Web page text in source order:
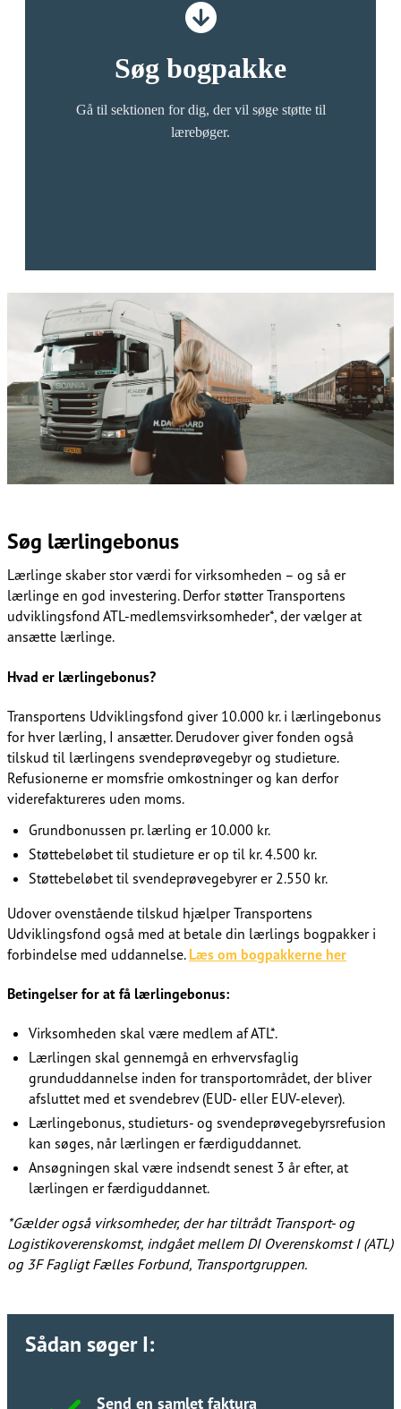
Søg bogpakke​​​​‌ ‍ ​‍​‍‌‍ ‌ ​‍‌‍‍‌‌‍‌ ‌‍‍‌‌‍ ‍​‍​‍​ ‍‍​‍​‍‌ ​ ‌‍​‌‌‍ ‍‌‍‍‌‌ ‌​‌ ‍‌​‍ ‍‌‍‍‌‌‍ ​‍​‍​‍ ​​‍​‍‌‍‍​‌ ​‍‌‍‌‌‌‍‌‍​‍​‍​ ‍‍​‍​‍‌‍‍​‌ ‌​‌ ‌​‌ ​​‌ ​ ​ ‍‍​‍ ​‍ ‌ ‌​‌ ‌‌​‍ ‍‌ ​ ‌‍​‌‌‍ ‍‌‍‍‌‌ ‌​‌ ‍‌​‍ ‍‌ ​ ‌ ‌​‌ ‌‌‌‍‌​‌‍‍‌‌‍ ​‍ ‌‍‍‌‌‍ ‍‌ ‌​‌‍‌‌‌‍ ‍‌ ‌​​‍ ‌‍‌‌‌‍‌​‌‍‍‌‌ ‌​​‍ ‌‍ ‌‌‍ ‌‍‌​‌‍‌‌​ ‌‌ ​​‌ ​‍‌‍‌‌‌ ​ ‌‍‌‌‌‍ ‍‌ ‌​‌‍​‌‌ ‌​‌‍‍‌‌‍ ‌‍ ‍​ ‍ ‌‍‍‌‌‍‌​​ ‌‌ ​​‌‍​‌‌‍‌ ‌‍‌‌​‍ ‌‌ ‌​‌‍‍‌‌‍ ​‌ ​ ‌‍‍ ‌ ‌‌‌‍‌​​‍ ‌‌ ‌​‌‍‍‌‌‍ ​​‍ ‌‌ ‌‍‌‍‍‌‌ ​‍‌‍‍ ‌ ​ ‌‍ ‌‍ ‌‌‍‍​‌‍‌‌‌‍‌​‌‍‌‌‌ ​‍​ ‍ ‌ ‌​‌ ‍‌‌ ​​‌‍‌‌​ ‌‌ ​​‌‍​‌‌‍‌ ‌‍‌‌​ ‍ ‌ ​​‌‍​‌‌ ‌​‌‍‍​​ ‌‌ ​ ‌‍‌‌‌‍​ ‌ ‌​‌‍‍‌‌‍ ‌‍ ‍‌ ​ ​‍‌‌​ ‌‌‌​​‍‌‌ ‌‍‍ ‌‍‌‌‌ ‍‌​‍‌‌​ ​ ‌​‌​​‍‌‌​ ​ ‌​‌​​‍‌‌​ ​‍​ ​‍​ ‌​​ ​‍​ ​ ‌‍​‌​ ‍‌‌‍‌​‌‍‌‍‌‍​‍​‍‌‌​ ​‍​ ​‍​‍‌‌​ ‌‌‌​‌​​‍ ‍‌‍​ ‌‍ ‌‍ ‍‌ ‌​‌‍‌‌‌‍ ‍‌ ‌​​‍‌‌​ ‌‌‌​​‍‌‌ ‌‍‍ ‌‍‌‌‌ ‍‌​‍‌‌​ ​ ‌​‌​​‍‌‌​ ​ ‌​‌​​‍‌‌​ ​‍​ ​‍​ ‌‌​ ​‍​ ​​​ ​‌​ ‌ ​ ‌‍​ ‌​‌‍‌​​‍‌‌​ ​‍​ ​‍​‍‌‌​ ‌‌‌​‌​​‍ ‍‌‍​ ‌‍​‌‌ ​‍‌‍‌​‌ ​ ​‍‌‌​ ‌‌‌​​‍‌‌ ‌‍‍ ‌‍‌‌‌ ‍‌​‍‌‌​ ​ ‌​‌​​‍‌‌​ ​ ‌​‌​​‍‌‌​ ​‍​ ​‍‌‍‌‌​ ​​​ ​‍‌‍​‍​ ‌‌‌‍​‌​ ‌​​ ‌‌​‍‌‌​ ​‍​ ​‍​‍‌‌​ ‌‌‌​‌​​‍ ‍‌ ‌​‌‍‍‌‌ ‌​‌‍ ​‌‍‌‌​ ‌‍​‍‌‍​‌‌ ​ ‌‍‌‌‌‌‌‌‌ ​‍‌‍ ​​ ‌‌‍‍​‌ ‌​‌ ‌​‌ ​​‌ ​ ​‍‌‌​ ​ ‌​​‌​‍‌‌​ ​‍‌​‌‍​‍‌‌​ ​‍‌​‌‍‌ ‌​‌ ‌‌​‍ ‍‌ ​ ‌‍​‌‌‍ ‍‌‍‍‌‌ ‌​‌ ‍‌​‍ ‍‌ ​ ‌ ‌​‌ ‌‌‌‍‌​‌‍‍‌‌‍ ​‍‌‍‌‍‍‌‌‍‌​​ ‌‌ ​​‌‍​‌‌‍‌ ‌‍‌‌​‍ ‌‌ ‌​‌‍‍‌‌‍ ​‌ ​ ‌‍‍ ‌ ‌‌‌‍‌​​‍ ‌‌ ‌​‌‍‍‌‌‍ ​​‍ ‌‌ ‌‍‌‍‍‌‌ ​‍‌‍‍ ‌ ​ ‌‍ ‌‍ ‌‌‍‍​‌‍‌‌‌‍‌​‌‍‌‌‌ ​‍​‍‌‍‌ ‌​‌ ‍‌‌ ​​‌‍‌‌​ ‌‌ ​​‌‍​‌‌‍‌ ‌‍‌‌​‍‌‍‌ ​​‌‍​‌‌ ‌​‌‍‍​​ ‌‌ ​ ‌‍‌‌‌‍​ ‌ ‌​‌‍‍‌‌‍ ‌‍ ‍‌ ​ ​‍‌‌​ ‌‌‌​​‍‌‌ ‌‍‍ ‌‍‌‌‌ ‍‌​‍‌‌​ ​ ‌​‌​​‍‌‌​ ​ ‌​‌​​‍‌‌​ ​‍​ ​‍​ ‌​​ ​‍​ ​ ‌‍​‌​ ‍‌‌‍‌​‌‍‌‍‌‍​‍​‍‌‌​ ​‍​ ​‍​‍‌‌​ ‌‌‌​‌​​‍ ‍‌‍​ ‌‍ ‌‍ ‍‌ ‌​‌‍‌‌‌‍ ‍‌ ‌​​‍‌‌​ ‌‌‌​​‍‌‌ ‌‍‍ ‌‍‌‌‌ ‍‌​‍‌‌​ ​ ‌​‌​​‍‌‌​ ​ ‌​‌​​‍‌‌​ ​‍​ ​‍​ ‌‌​ ​‍​ ​​​ ​‌​ ‌ ​ ‌‍​ ‌​‌‍‌​​‍‌‌​ ​‍​ ​‍​‍‌‌​ ‌‌‌​‌​​‍ ‍‌‍​ ‌‍​‌‌ ​‍‌‍‌​‌ ​ ​‍‌‌​ ‌‌‌​​‍‌‌ ‌‍‍ ‌‍‌‌‌ ‍‌​‍‌‌​ ​ ‌​‌​​‍‌‌​ ​ ‌​‌​​‍‌‌​ ​‍​ ​‍‌‍‌‌​ ​​​ ​‍‌‍​‍​ ‌‌‌‍​‌​ ‌​​ ‌‌​‍‌‌​ ​‍​ ​‍​‍‌‌​ ‌‌‌​‌​​‍ ‍‌ ‌​‌‍‍‌‌ ‌​‌‍ ​‌‍‌‌​‍‌‍‌ ​​‌‍‌‌‌ ​‍‌ ​ ‌ ​​‌‍‌‌‌‍​ ‌ ‌​‌‍‍‌‌ ‌‍‌‍‌‌​ ‌‌ ​​‌ ‌‌‌‍​‍‌‍ ​‌‍‍‌‌ ​ ‌‍‍​‌‍‌‌‌‍‌​​‍​‍‌ ‌
Gå til sektionen for dig, der vil søge støtte til
lærebøger.​​​​‌ ‍ ​‍​‍‌‍ ‌ ​‍‌‍‍‌‌‍‌ ‌‍‍‌‌‍ ‍​‍​‍​ ‍‍​‍​‍‌ ​ ‌‍​‌‌‍ ‍‌‍‍‌‌ ‌​‌ ‍‌​‍ ‍‌‍‍‌‌‍ ​‍​‍​‍ ​​‍​‍‌‍‍​‌ ​‍‌‍‌‌‌‍‌‍​‍​‍​ ‍‍​‍​‍‌‍‍​‌ ‌​‌ ‌​‌ ​​‌ ​ ​ ‍‍​‍ ​‍ ‌ ‌​‌ ‌‌​‍ ‍‌ ​ ‌‍​‌‌‍ ‍‌‍‍‌‌ ‌​‌ ‍‌​‍ ‍‌ ​ ‌ ‌​‌ ‌‌‌‍‌​‌‍‍‌‌‍ ​‍ ‌‍‍‌‌‍ ‍‌ ‌​‌‍‌‌‌‍ ‍‌ ‌​​‍ ‌‍‌‌‌‍‌​‌‍‍‌‌ ‌​​‍ ‌‍ ‌‌‍ ‌‍‌​‌‍‌‌​ ‌‌ ​​‌ ​‍‌‍‌‌‌ ​ ‌‍‌‌‌‍ ‍‌ ‌​‌‍​‌‌ ‌​‌‍‍‌‌‍ ‌‍ ‍​ ‍ ‌‍‍‌‌‍‌​​ ‌‌ ​​‌‍​‌‌‍‌ ‌‍‌‌​‍ ‌‌ ‌​‌‍‍‌‌‍ ​‌ ​ ‌‍‍ ‌ ‌‌‌‍‌​​‍ ‌‌ ‌​‌‍‍‌‌‍ ​​‍ ‌‌ ‌‍‌‍‍‌‌ ​‍‌‍‍ ‌ ​ ‌‍ ‌‍ ‌‌‍‍​‌‍‌‌‌‍‌​‌‍‌‌‌ ​‍​ ‍ ‌ ‌​‌ ‍‌‌ ​​‌‍‌‌​ ‌‌ ​​‌‍​‌‌‍‌ ‌‍‌‌​ ‍ ‌ ​​‌‍​‌‌ ‌​‌‍‍​​ ‌‌ ​ ‌‍‌‌‌‍​ ‌ ‌​‌‍‍‌‌‍ ‌‍ ‍‌ ​ ​‍‌‌​ ‌‌‌​​‍‌‌ ‌‍‍ ‌‍‌‌‌ ‍‌​‍‌‌​ ​ ‌​‌​​‍‌‌​ ​ ‌​‌​​‍‌‌​ ​‍​ ​‍​ ‌​​ ​‍​ ​ ‌‍​‌​ ‍‌‌‍‌​‌‍‌‍‌‍​‍​‍‌‌​ ​‍​ ​‍​‍‌‌​ ‌‌‌​‌​​‍ ‍‌‍​ ‌‍ ‌‍ ‍‌ ‌​‌‍‌‌‌‍ ‍‌ ‌​​‍‌‌​ ‌‌‌​​‍‌‌ ‌‍‍ ‌‍‌‌‌ ‍‌​‍‌‌​ ​ ‌​‌​​‍‌‌​ ​ ‌​‌​​‍‌‌​ ​‍​ ​‍​ ‌‌​ ​‍​ ​​​ ​‌​ ‌ ​ ‌‍​ ‌​‌‍‌​​‍‌‌​ ​‍​ ​‍​‍‌‌​ ‌‌‌​‌​​‍ ‍‌‍​ ‌‍​‌‌ ​‍‌‍‌​‌ ​ ​‍‌‌​ ‌‌‌​​‍‌‌ ‌‍‍ ‌‍‌‌‌ ‍‌​‍‌‌​ ​ ‌​‌​​‍‌‌​ ​ ‌​‌​​‍‌‌​ ​‍​ ​‍‌‍‌‌​ ​​​ ​‍‌‍​‍​ ‌‌‌‍​‌​ ‌​​ ‌‌​‍‌‌​ ​‍​ ​‍​‍‌‌​ ‌‌‌​‌​​‍ ‍‌‍‌​‌‍‌‌‌ ​ ‌‍​ ‌ ​‍‌‍‍‌‌ ​​‌ ‌​‌‍‍‌‌‍ ‌‍ ‍​ ‌‍​‍‌‍​‌‌ ​ ‌‍‌‌‌‌‌‌‌ ​‍‌‍ ​​ ‌‌‍‍​‌ ‌​‌ ‌​‌ ​​‌ ​ ​‍‌‌​ ​ ‌​​‌​‍‌‌​ ​‍‌​‌‍​‍‌‌​ ​‍‌​‌‍‌ ‌​‌ ‌‌​‍ ‍‌ ​ ‌‍​‌‌‍ ‍‌‍‍‌‌ ‌​‌ ‍‌​‍ ‍‌ ​ ‌ ‌​‌ ‌‌‌‍‌​‌‍‍‌‌‍ ​‍‌‍‌‍‍‌‌‍‌​​ ‌‌ ​​‌‍​‌‌‍‌ ‌‍‌‌​‍ ‌‌ ‌​‌‍‍‌‌‍ ​‌ ​ ‌‍‍ ‌ ‌‌‌‍‌​​‍ ‌‌ ‌​‌‍‍‌‌‍ ​​‍ ‌‌ ‌‍‌‍‍‌‌ ​‍‌‍‍ ‌ ​ ‌‍ ‌‍ ‌‌‍‍​‌‍‌‌‌‍‌​‌‍‌‌‌ ​‍​‍‌‍‌ ‌​‌ ‍‌‌ ​​‌‍‌‌​ ‌‌ ​​‌‍​‌‌‍‌ ‌‍‌‌​‍‌‍‌ ​​‌‍​‌‌ ‌​‌‍‍​​ ‌‌ ​ ‌‍‌‌‌‍​ ‌ ‌​‌‍‍‌‌‍ ‌‍ ‍‌ ​ ​‍‌‌​ ‌‌‌​​‍‌‌ ‌‍‍ ‌‍‌‌‌ ‍‌​‍‌‌​ ​ ‌​‌​​‍‌‌​ ​ ‌​‌​​‍‌‌​ ​‍​ ​‍​ ‌​​ ​‍​ ​ ‌‍​‌​ ‍‌‌‍‌​‌‍‌‍‌‍​‍​‍‌‌​ ​‍​ ​‍​‍‌‌​ ‌‌‌​‌​​‍ ‍‌‍​ ‌‍ ‌‍ ‍‌ ‌​‌‍‌‌‌‍ ‍‌ ‌​​‍‌‌​ ‌‌‌​​‍‌‌ ‌‍‍ ‌‍‌‌‌ ‍‌​‍‌‌​ ​ ‌​‌​​‍‌‌​ ​ ‌​‌​​‍‌‌​ ​‍​ ​‍​ ‌‌​ ​‍​ ​​​ ​‌​ ‌ ​ ‌‍​ ‌​‌‍‌​​‍‌‌​ ​‍​ ​‍​‍‌‌​ ‌‌‌​‌​​‍ ‍‌‍​ ‌‍​‌‌ ​‍‌‍‌​‌ ​ ​‍‌‌​ ‌‌‌​​‍‌‌ ‌‍‍ ‌‍‌‌‌ ‍‌​‍‌‌​ ​ ‌​‌​​‍‌‌​ ​ ‌​‌​​‍‌‌​ ​‍​ ​‍‌‍‌‌​ ​​​ ​‍‌‍​‍​ ‌‌‌‍​‌​ ‌​​ ‌‌​‍‌‌​ ​‍​ ​‍​‍‌‌​ ‌‌‌​‌​​‍ ‍‌‍‌​‌‍‌‌‌ ​ ‌‍​ ‌ ​‍‌‍‍‌‌ ​​‌ ‌​‌‍‍‌‌‍ ‌‍ ‍​‍‌‍‌ ​​‌‍‌‌‌ ​‍‌ ​ ‌ ​​‌‍‌‌‌‍​ ‌ ‌​‌‍‍‌‌ ‌‍‌‍‌‌​ ‌‌ ​​‌ ‌‌‌‍​‍‌‍ ​‌‍‍‌‌ ​ ‌‍‍​‌‍‌‌‌‍‌​​‍​‍‌ ‌
Søg lærlingebonus​​​​‌ ‍ ​‍​‍‌‍ ‌ ​‍‌‍‍‌‌‍‌ ‌‍‍‌‌‍ ‍​‍​‍​ ‍‍​‍​‍‌ ​ ‌‍​‌‌‍ ‍‌‍‍‌‌ ‌​‌ ‍‌​‍ ‍‌‍‍‌‌‍ ​‍​‍​‍ ​​‍​‍‌‍‍​‌ ​‍‌‍‌‌‌‍‌‍​‍​‍​ ‍‍​‍​‍‌‍‍​‌ ‌​‌ ‌​‌ ​​‌ ​ ​ ‍‍​‍ ​‍ ‌ ‌​‌ ‌‌​‍ ‍‌ ​ ‌‍​‌‌‍ ‍‌‍‍‌‌ ‌​‌ ‍‌​‍ ‍‌ ​ ‌ ‌​‌ ‌‌‌‍‌​‌‍‍‌‌‍ ​‍ ‌‍‍‌‌‍ ‍‌ ‌​‌‍‌‌‌‍ ‍‌ ‌​​‍ ‌‍‌‌‌‍‌​‌‍‍‌‌ ‌​​‍ ‌‍ ‌‌‍ ‌‍‌​‌‍‌‌​ ‌‌ ​​‌ ​‍‌‍‌‌‌ ​ ‌‍‌‌‌‍ ‍‌ ‌​‌‍​‌‌ ‌​‌‍‍‌‌‍ ‌‍ ‍​ ‍ ‌‍‍‌‌‍‌​​ ‌‌ ​​‌‍​‌‌‍‌ ‌‍‌‌​‍ ‌‌ ‌​‌‍‍‌‌‍ ​‌ ​ ‌‍‍ ‌ ‌‌‌‍‌​​‍ ‌‌ ‌​‌‍‍‌‌‍ ​​‍ ‌‌ ‌‍‌‍‍‌‌ ​‍‌‍‍ ‌ ​ ‌‍ ‌‍ ‌‌‍‍​‌‍‌‌‌‍‌​‌‍‌‌‌ ​‍​ ‍ ‌ ‌​‌ ‍‌‌ ​​‌‍‌‌​ ‌‌ ​​‌‍​‌‌‍‌ ‌‍‌‌​ ‍ ‌ ​​‌‍​‌‌ ‌​‌‍‍​​ ‌‌ ​ ‌‍‌‌‌‍​ ‌ ‌​‌‍‍‌‌‍ ‌‍ ‍‌ ​ ​‍‌‌​ ‌‌‌​​‍‌‌ ‌‍‍ ‌‍‌‌‌ ‍‌​‍‌‌​ ​ ‌​‌​​‍‌‌​ ​ ‌​‌​​‍‌‌​ ​‍​ ​‍‌‍‌‌​ ​ ​ ​‍​ ​‌‌‍​ ‌‍​ ​ ​‌​ ‌‍​ ‌​‌‍​ ​ ​‌​ ​‌​‍‌‌​ ​‍​ ​‍​‍‌‌​ ‌‌‌​‌​​‍ ‍‌‍​ ‌‍ ‌‍ ‍‌ ‌​‌‍‌‌‌‍ ‍‌ ‌​​‍‌‌​ ‌‌‌​​‍‌‌ ‌‍‍ ‌‍‌‌‌ ‍‌​‍‌‌​ ​ ‌​‌​​‍‌‌​ ​ ‌​‌​​‍‌‌​ ​‍​ ​‍​ ‌ ​ ‍‌‌‍​‍​ ‌ ​ ‌​‌‍‌​​ ​ ​ ‌‌​ ‌‌‌‍​‍​ ​​​ ‌​​‍‌‌​ ​‍​ ​‍​‍‌‌​ ‌‌‌​‌​​‍ ‍‌‍​‍‌‍ ​‌‍ ‌‍​ ‌‍‍ ‌ ​ ​‍‌‌​ ‌‌‌​​‍‌‌ ‌‍‍ ‌‍‌‌‌ ‍‌​‍‌‌​ ​ ‌​‌​​‍‌‌​ ​ ‌​‌​​‍‌‌​ ​‍​ ​‍​ ‌‌​ ‌ ​ ​‌​ ​‌‌‍​ ‌‍‌‌‌‍​‌​ ‌‍‌‍‌‌‌‍‌​​ ‍​​ ‌ ​‍‌‌​ ​‍​ ​‍​‍‌‌​ ‌‌‌​‌​​‍ ‍‌‍​‍‌‍ ‌‍‌​‌ ‍‌​‍‌‌​ ‌‌‌​​‍‌‌ ‌‍‍ ‌‍‌‌‌ ‍‌​‍‌‌​ ​ ‌​‌​​‍‌‌​ ​ ‌​‌​​‍‌‌​ ​‍​ ​‍​ ​‍​ ‌‌​ ‌‍​ ​‍​ ​​​ ‌‍‌‍​‍​ ‌​‌‍‌‌‌‍​ ​ ​‌​ ‍​​‍‌‌​ ​‍​ ​‍​‍‌‌​ ‌‌‌​‌​​‍ ‍‌‍​ ‌‍‍​‌‍‍‌‌‍ ​‌‍‌​‌ ​‍‌‍‌‌‌‍ ‍​‍‌‌​ ‌‌‌​​‍‌‌ ‌‍‍ ‌‍‌‌‌ ‍‌​‍‌‌​ ​ ‌​‌​​‍‌‌​ ​ ‌​‌​​‍‌‌​ ​‍​ ​‍​ ​ ‌‍‌‌‌‍​‌​ ‍​​ ‍​‌‍‌​​ ​‍‌‍‌‌​ ‍‌‌‍​‌​ ​‍​ ​ ​‍‌‌​ ​‍​ ​‍​‍‌‌​ ‌‌‌​‌​​‍ ‍‌ ‌​‌‍‌‌‌ ‍​‌ ‌​​ ‌‍​‍‌‍​‌‌ ​ ‌‍‌‌‌‌‌‌‌ ​‍‌‍ ​​ ‌‌‍‍​‌ ‌​‌ ‌​‌ ​​‌ ​ ​‍‌‌​ ​ ‌​​‌​‍‌‌​ ​‍‌​‌‍​‍‌‌​ ​‍‌​‌‍‌ ‌​‌ ‌‌​‍ ‍‌ ​ ‌‍​‌‌‍ ‍‌‍‍‌‌ ‌​‌ ‍‌​‍ ‍‌ ​ ‌ ‌​‌ ‌‌‌‍‌​‌‍‍‌‌‍ ​‍‌‍‌‍‍‌‌‍‌​​ ‌‌ ​​‌‍​‌‌‍‌ ‌‍‌‌​‍ ‌‌ ‌​‌‍‍‌‌‍ ​‌ ​ ‌‍‍ ‌ ‌‌‌‍‌​​‍ ‌‌ ‌​‌‍‍‌‌‍ ​​‍ ‌‌ ‌‍‌‍‍‌‌ ​‍‌‍‍ ‌ ​ ‌‍ ‌‍ ‌‌‍‍​‌‍‌‌‌‍‌​‌‍‌‌‌ ​‍​‍‌‍‌ ‌​‌ ‍‌‌ ​​‌‍‌‌​ ‌‌ ​​‌‍​‌‌‍‌ ‌‍‌‌​‍‌‍‌ ​​‌‍​‌‌ ‌​‌‍‍​​ ‌‌ ​ ‌‍‌‌‌‍​ ‌ ‌​‌‍‍‌‌‍ ‌‍ ‍‌ ​ ​‍‌‌​ ‌‌‌​​‍‌‌ ‌‍‍ ‌‍‌‌‌ ‍‌​‍‌‌​ ​ ‌​‌​​‍‌‌​ ​ ‌​‌​​‍‌‌​ ​‍​ ​‍‌‍‌‌​ ​ ​ ​‍​ ​‌‌‍​ ‌‍​ ​ ​‌​ ‌‍​ ‌​‌‍​ ​ ​‌​ ​‌​‍‌‌​ ​‍​ ​‍​‍‌‌​ ‌‌‌​‌​​‍ ‍‌‍​ ‌‍ ‌‍ ‍‌ ‌​‌‍‌‌‌‍ ‍‌ ‌​​‍‌‌​ ‌‌‌​​‍‌‌ ‌‍‍ ‌‍‌‌‌ ‍‌​‍‌‌​ ​ ‌​‌​​‍‌‌​ ​ ‌​‌​​‍‌‌​ ​‍​ ​‍​ ‌ ​ ‍‌‌‍​‍​ ‌ ​ ‌​‌‍‌​​ ​ ​ ‌‌​ ‌‌‌‍​‍​ ​​​ ‌​​‍‌‌​ ​‍​ ​‍​‍‌‌​ ‌‌‌​‌​​‍ ‍‌‍​‍‌‍ ​‌‍ ‌‍​ ‌‍‍ ‌ ​ ​‍‌‌​ ‌‌‌​​‍‌‌ ‌‍‍ ‌‍‌‌‌ ‍‌​‍‌‌​ ​ ‌​‌​​‍‌‌​ ​ ‌​‌​​‍‌‌​ ​‍​ ​‍​ ‌‌​ ‌ ​ ​‌​ ​‌‌‍​ ‌‍‌‌‌‍​‌​ ‌‍‌‍‌‌‌‍‌​​ ‍​​ ‌ ​‍‌‌​ ​‍​ ​‍​‍‌‌​ ‌‌‌​‌​​‍ ‍‌‍​‍‌‍ ‌‍‌​‌ ‍‌​‍‌‌​ ‌‌‌​​‍‌‌ ‌‍‍ ‌‍‌‌‌ ‍‌​‍‌‌​ ​ ‌​‌​​‍‌‌​ ​ ‌​‌​​‍‌‌​ ​‍​ ​‍​ ​‍​ ‌‌​ ‌‍​ ​‍​ ​​​ ‌‍‌‍​‍​ ‌​‌‍‌‌‌‍​ ​ ​‌​ ‍​​‍‌‌​ ​‍​ ​‍​‍‌‌​ ‌‌‌​‌​​‍ ‍‌‍​ ‌‍‍​‌‍‍‌‌‍ ​‌‍‌​‌ ​‍‌‍‌‌‌‍ ‍​‍‌‌​ ‌‌‌​​‍‌‌ ‌‍‍ ‌‍‌‌‌ ‍‌​‍‌‌​ ​ ‌​‌​​‍‌‌​ ​ ‌​‌​​‍‌‌​ ​‍​ ​‍​ ​ ‌‍‌‌‌‍​‌​ ‍​​ ‍​‌‍‌​​ ​‍‌‍‌‌​ ‍‌‌‍​‌​ ​‍​ ​ ​‍‌‌​ ​‍​ ​‍​‍‌‌​ ‌‌‌​‌​​‍ ‍‌ ‌​‌‍‌‌‌ ‍​‌ ‌​​‍‌‍‌ ​​‌‍‌‌‌ ​‍‌ ​ ‌ ​​‌‍‌‌‌‍​ ‌ ‌​‌‍‍‌‌ ‌‍‌‍‌‌​ ‌‌ ​​‌ ‌‌‌‍​‍‌‍ ​‌‍‍‌‌ ​ ‌‍‍​‌‍‌‌‌‍‌​​‍​‍‌ ‌
Lærlinge skaber stor værdi for virksomheden – og så er
lærlinge en god investering. Derfor støtter Transportens
udviklingsfond ATL-medlemsvirksomheder*, der vælger at
ansætte lærlinge.​​​​‌ ‍ ​‍​‍‌‍ ‌ ​‍‌‍‍‌‌‍‌ ‌‍‍‌‌‍ ‍​‍​‍​ ‍‍​‍​‍‌ ​ ‌‍​‌‌‍ ‍‌‍‍‌‌ ‌​‌ ‍‌​‍ ‍‌‍‍‌‌‍ ​‍​‍​‍ ​​‍​‍‌‍‍​‌ ​‍‌‍‌‌‌‍‌‍​‍​‍​ ‍‍​‍​‍‌‍‍​‌ ‌​‌ ‌​‌ ​​‌ ​ ​ ‍‍​‍ ​‍ ‌ ‌​‌ ‌‌​‍ ‍‌ ​ ‌‍​‌‌‍ ‍‌‍‍‌‌ ‌​‌ ‍‌​‍ ‍‌ ​ ‌ ‌​‌ ‌‌‌‍‌​‌‍‍‌‌‍ ​‍ ‌‍‍‌‌‍ ‍‌ ‌​‌‍‌‌‌‍ ‍‌ ‌​​‍ ‌‍‌‌‌‍‌​‌‍‍‌‌ ‌​​‍ ‌‍ ‌‌‍ ‌‍‌​‌‍‌‌​ ‌‌ ​​‌ ​‍‌‍‌‌‌ ​ ‌‍‌‌‌‍ ‍‌ ‌​‌‍​‌‌ ‌​‌‍‍‌‌‍ ‌‍ ‍​ ‍ ‌‍‍‌‌‍‌​​ ‌‌ ​​‌‍​‌‌‍‌ ‌‍‌‌​‍ ‌‌ ‌​‌‍‍‌‌‍ ​‌ ​ ‌‍‍ ‌ ‌‌‌‍‌​​‍ ‌‌ ‌​‌‍‍‌‌‍ ​​‍ ‌‌ ‌‍‌‍‍‌‌ ​‍‌‍‍ ‌ ​ ‌‍ ‌‍ ‌‌‍‍​‌‍‌‌‌‍‌​‌‍‌‌‌ ​‍​ ‍ ‌ ‌​‌ ‍‌‌ ​​‌‍‌‌​ ‌‌ ​​‌‍​‌‌‍‌ ‌‍‌‌​ ‍ ‌ ​​‌‍​‌‌ ‌​‌‍‍​​ ‌‌ ​ ‌‍‌‌‌‍​ ‌ ‌​‌‍‍‌‌‍ ‌‍ ‍‌ ​ ​‍‌‌​ ‌‌‌​​‍‌‌ ‌‍‍ ‌‍‌‌‌ ‍‌​‍‌‌​ ​ ‌​‌​​‍‌‌​ ​ ‌​‌​​‍‌‌​ ​‍​ ​‍‌‍‌‌​ ​ ​ ​‍​ ​‌‌‍​ ‌‍​ ​ ​‌​ ‌‍​ ‌​‌‍​ ​ ​‌​ ​‌​‍‌‌​ ​‍​ ​‍​‍‌‌​ ‌‌‌​‌​​‍ ‍‌‍​ ‌‍ ‌‍ ‍‌ ‌​‌‍‌‌‌‍ ‍‌ ‌​​‍‌‌​ ‌‌‌​​‍‌‌ ‌‍‍ ‌‍‌‌‌ ‍‌​‍‌‌​ ​ ‌​‌​​‍‌‌​ ​ ‌​‌​​‍‌‌​ ​‍​ ​‍​ ‌ ​ ‍‌‌‍​‍​ ‌ ​ ‌​‌‍‌​​ ​ ​ ‌‌​ ‌‌‌‍​‍​ ​​​ ‌​​‍‌‌​ ​‍​ ​‍​‍‌‌​ ‌‌‌​‌​​‍ ‍‌‍​‍‌‍ ​‌‍ ‌‍​ ‌‍‍ ‌ ​ ​‍‌‌​ ‌‌‌​​‍‌‌ ‌‍‍ ‌‍‌‌‌ ‍‌​‍‌‌​ ​ ‌​‌​​‍‌‌​ ​ ‌​‌​​‍‌‌​ ​‍​ ​‍​ ‌‌​ ‌ ​ ​‌​ ​‌‌‍​ ‌‍‌‌‌‍​‌​ ‌‍‌‍‌‌‌‍‌​​ ‍​​ ‌ ​‍‌‌​ ​‍​ ​‍​‍‌‌​ ‌‌‌​‌​​‍ ‍‌‍​‍‌‍ ‌‍‌​‌ ‍‌​‍‌‌​ ‌‌‌​​‍‌‌ ‌‍‍ ‌‍‌‌‌ ‍‌​‍‌‌​ ​ ‌​‌​​‍‌‌​ ​ ‌​‌​​‍‌‌​ ​‍​ ​‍​ ‌ ‌‍‌​‌‍​‌​ ‌‍​ ​ ‌‍​ ​ ‌‍​ ​‌​ ‍‌‌‍​‌‌‍​‌​ ‌​​‍‌‌​ ​‍​ ​‍​‍‌‌​ ‌‌‌​‌​​‍ ‍‌‍​ ‌‍‍​‌‍‍‌‌‍ ​‌‍‌​‌ ​‍‌‍‌‌‌‍ ‍​‍‌‌​ ‌‌‌​​‍‌‌ ‌‍‍ ‌‍‌‌‌ ‍‌​‍‌‌​ ​ ‌​‌​​‍‌‌​ ​ ‌​‌​​‍‌‌​ ​‍​ ​‍​ ​ ​ ‌​‌‍‌‌​ ‌‌​ ‍​​ ​​​ ​ ​ ‌‌​ ‌​​ ​ ‌‍‌‌​ ‌​​‍‌‌​ ​‍​ ​‍​‍‌‌​ ‌‌‌​‌​​‍ ‍‌ ‌​‌‍‌‌‌ ‍​‌ ‌​​ ‌‍​‍‌‍​‌‌ ​ ‌‍‌‌‌‌‌‌‌ ​‍‌‍ ​​ ‌‌‍‍​‌ ‌​‌ ‌​‌ ​​‌ ​ ​‍‌‌​ ​ ‌​​‌​‍‌‌​ ​‍‌​‌‍​‍‌‌​ ​‍‌​‌‍‌ ‌​‌ ‌‌​‍ ‍‌ ​ ‌‍​‌‌‍ ‍‌‍‍‌‌ ‌​‌ ‍‌​‍ ‍‌ ​ ‌ ‌​‌ ‌‌‌‍‌​‌‍‍‌‌‍ ​‍‌‍‌‍‍‌‌‍‌​​ ‌‌ ​​‌‍​‌‌‍‌ ‌‍‌‌​‍ ‌‌ ‌​‌‍‍‌‌‍ ​‌ ​ ‌‍‍ ‌ ‌‌‌‍‌​​‍ ‌‌ ‌​‌‍‍‌‌‍ ​​‍ ‌‌ ‌‍‌‍‍‌‌ ​‍‌‍‍ ‌ ​ ‌‍ ‌‍ ‌‌‍‍​‌‍‌‌‌‍‌​‌‍‌‌‌ ​‍​‍‌‍‌ ‌​‌ ‍‌‌ ​​‌‍‌‌​ ‌‌ ​​‌‍​‌‌‍‌ ‌‍‌‌​‍‌‍‌ ​​‌‍​‌‌ ‌​‌‍‍​​ ‌‌ ​ ‌‍‌‌‌‍​ ‌ ‌​‌‍‍‌‌‍ ‌‍ ‍‌ ​ ​‍‌‌​ ‌‌‌​​‍‌‌ ‌‍‍ ‌‍‌‌‌ ‍‌​‍‌‌​ ​ ‌​‌​​‍‌‌​ ​ ‌​‌​​‍‌‌​ ​‍​ ​‍‌‍‌‌​ ​ ​ ​‍​ ​‌‌‍​ ‌‍​ ​ ​‌​ ‌‍​ ‌​‌‍​ ​ ​‌​ ​‌​‍‌‌​ ​‍​ ​‍​‍‌‌​ ‌‌‌​‌​​‍ ‍‌‍​ ‌‍ ‌‍ ‍‌ ‌​‌‍‌‌‌‍ ‍‌ ‌​​‍‌‌​ ‌‌‌​​‍‌‌ ‌‍‍ ‌‍‌‌‌ ‍‌​‍‌‌​ ​ ‌​‌​​‍‌‌​ ​ ‌​‌​​‍‌‌​ ​‍​ ​‍​ ‌ ​ ‍‌‌‍​‍​ ‌ ​ ‌​‌‍‌​​ ​ ​ ‌‌​ ‌‌‌‍​‍​ ​​​ ‌​​‍‌‌​ ​‍​ ​‍​‍‌‌​ ‌‌‌​‌​​‍ ‍‌‍​‍‌‍ ​‌‍ ‌‍​ ‌‍‍ ‌ ​ ​‍‌‌​ ‌‌‌​​‍‌‌ ‌‍‍ ‌‍‌‌‌ ‍‌​‍‌‌​ ​ ‌​‌​​‍‌‌​ ​ ‌​‌​​‍‌‌​ ​‍​ ​‍​ ‌‌​ ‌ ​ ​‌​ ​‌‌‍​ ‌‍‌‌‌‍​‌​ ‌‍‌‍‌‌‌‍‌​​ ‍​​ ‌ ​‍‌‌​ ​‍​ ​‍​‍‌‌​ ‌‌‌​‌​​‍ ‍‌‍​‍‌‍ ‌‍‌​‌ ‍‌​‍‌‌​ ‌‌‌​​‍‌‌ ‌‍‍ ‌‍‌‌‌ ‍‌​‍‌‌​ ​ ‌​‌​​‍‌‌​ ​ ‌​‌​​‍‌‌​ ​‍​ ​‍​ ‌ ‌‍‌​‌‍​‌​ ‌‍​ ​ ‌‍​ ​ ‌‍​ ​‌​ ‍‌‌‍​‌‌‍​‌​ ‌​​‍‌‌​ ​‍​ ​‍​‍‌‌​ ‌‌‌​‌​​‍ ‍‌‍​ ‌‍‍​‌‍‍‌‌‍ ​‌‍‌​‌ ​‍‌‍‌‌‌‍ ‍​‍‌‌​ ‌‌‌​​‍‌‌ ‌‍‍ ‌‍‌‌‌ ‍‌​‍‌‌​ ​ ‌​‌​​‍‌‌​ ​ ‌​‌​​‍‌‌​ ​‍​ ​‍​ ​ ​ ‌​‌‍‌‌​ ‌‌​ ‍​​ ​​​ ​ ​ ‌‌​ ‌​​ ​ ‌‍‌‌​ ‌​​‍‌‌​ ​‍​ ​‍​‍‌‌​ ‌‌‌​‌​​‍ ‍‌ ‌​‌‍‌‌‌ ‍​‌ ‌​​‍‌‍‌ ​​‌‍‌‌‌ ​‍‌ ​ ‌ ​​‌‍‌‌‌‍​ ‌ ‌​‌‍‍‌‌ ‌‍‌‍‌‌​ ‌‌ ​​‌ ‌‌‌‍​‍‌‍ ​‌‍‍‌‌ ​ ‌‍‍​‌‍‌‌‌‍‌​​‍​‍‌ ‌
Hvad er lærlingebonus?​​​​‌ ‍ ​‍​‍‌‍ ‌ ​‍‌‍‍‌‌‍‌ ‌‍‍‌‌‍ ‍​‍​‍​ ‍‍​‍​‍‌ ​ ‌‍​‌‌‍ ‍‌‍‍‌‌ ‌​‌ ‍‌​‍ ‍‌‍‍‌‌‍ ​‍​‍​‍ ​​‍​‍‌‍‍​‌ ​‍‌‍‌‌‌‍‌‍​‍​‍​ ‍‍​‍​‍‌‍‍​‌ ‌​‌ ‌​‌ ​​‌ ​ ​ ‍‍​‍ ​‍ ‌ ‌​‌ ‌‌​‍ ‍‌ ​ ‌‍​‌‌‍ ‍‌‍‍‌‌ ‌​‌ ‍‌​‍ ‍‌ ​ ‌ ‌​‌ ‌‌‌‍‌​‌‍‍‌‌‍ ​‍ ‌‍‍‌‌‍ ‍‌ ‌​‌‍‌‌‌‍ ‍‌ ‌​​‍ ‌‍‌‌‌‍‌​‌‍‍‌‌ ‌​​‍ ‌‍ ‌‌‍ ‌‍‌​‌‍‌‌​ ‌‌ ​​‌ ​‍‌‍‌‌‌ ​ ‌‍‌‌‌‍ ‍‌ ‌​‌‍​‌‌ ‌​‌‍‍‌‌‍ ‌‍ ‍​ ‍ ‌‍‍‌‌‍‌​​ ‌‌ ​​‌‍​‌‌‍‌ ‌‍‌‌​‍ ‌‌ ‌​‌‍‍‌‌‍ ​‌ ​ ‌‍‍ ‌ ‌‌‌‍‌​​‍ ‌‌ ‌​‌‍‍‌‌‍ ​​‍ ‌‌ ‌‍‌‍‍‌‌ ​‍‌‍‍ ‌ ​ ‌‍ ‌‍ ‌‌‍‍​‌‍‌‌‌‍‌​‌‍‌‌‌ ​‍​ ‍ ‌ ‌​‌ ‍‌‌ ​​‌‍‌‌​ ‌‌ ​​‌‍​‌‌‍‌ ‌‍‌‌​ ‍ ‌ ​​‌‍​‌‌ ‌​‌‍‍​​ ‌‌ ​ ‌‍‌‌‌‍​ ‌ ‌​‌‍‍‌‌‍ ‌‍ ‍‌ ​ ​‍‌‌​ ‌‌‌​​‍‌‌ ‌‍‍ ‌‍‌‌‌ ‍‌​‍‌‌​ ​ ‌​‌​​‍‌‌​ ​ ‌​‌​​‍‌‌​ ​‍​ ​‍‌‍‌‌​ ​ ​ ​‍​ ​‌‌‍​ ‌‍​ ​ ​‌​ ‌‍​ ‌​‌‍​ ​ ​‌​ ​‌​‍‌‌​ ​‍​ ​‍​‍‌‌​ ‌‌‌​‌​​‍ ‍‌‍​ ‌‍ ‌‍ ‍‌ ‌​‌‍‌‌‌‍ ‍‌ ‌​​‍‌‌​ ‌‌‌​​‍‌‌ ‌‍‍ ‌‍‌‌‌ ‍‌​‍‌‌​ ​ ‌​‌​​‍‌‌​ ​ ‌​‌​​‍‌‌​ ​‍​ ​‍​ ‌ ​ ‍‌‌‍​‍​ ‌ ​ ‌​‌‍‌​​ ​ ​ ‌‌​ ‌‌‌‍​‍​ ​​​ ‌​​‍‌‌​ ​‍​ ​‍​‍‌‌​ ‌‌‌​‌​​‍ ‍‌‍​‍‌‍ ​‌‍ ‌‍​ ‌‍‍ ‌ ​ ​‍‌‌​ ‌‌‌​​‍‌‌ ‌‍‍ ‌‍‌‌‌ ‍‌​‍‌‌​ ​ ‌​‌​​‍‌‌​ ​ ‌​‌​​‍‌‌​ ​‍​ ​‍​ ‌‌​ ‌ ​ ​‌​ ​‌‌‍​ ‌‍‌‌‌‍​‌​ ‌‍‌‍‌‌‌‍‌​​ ‍​​ ‌ ​‍‌‌​ ​‍​ ​‍​‍‌‌​ ‌‌‌​‌​​‍ ‍‌‍​‍‌‍ ‌‍‌​‌ ‍‌​‍‌‌​ ‌‌‌​​‍‌‌ ‌‍‍ ‌‍‌‌‌ ‍‌​‍‌‌​ ​ ‌​‌​​‍‌‌​ ​ ‌​‌​​‍‌‌​ ​‍​ ​‍‌‍‌‌‌‍‌‍‌‍​ ​ ‍‌​ ​‌​ ​‍‌‍‌‌​ ‍‌​ ‌ ​ ‍‌‌‍‌‍​ ​​​‍‌‌​ ​‍​ ​‍​‍‌‌​ ‌‌‌​‌​​‍ ‍‌‍​ ‌‍‍​‌‍‍‌‌‍ ​‌‍‌​‌ ​‍‌‍‌‌‌‍ ‍​‍‌‌​ ‌‌‌​​‍‌‌ ‌‍‍ ‌‍‌‌‌ ‍‌​‍‌‌​ ​ ‌​‌​​‍‌‌​ ​ ‌​‌​​‍‌‌​ ​‍​ ​‍​ ​‌​ ‌‌​ ​‍​ ​‌‌‍‌‍​ ‍‌‌‍​‍​ ‍‌​ ​​‌‍‌‌​ ‍​‌‍‌​​‍‌‌​ ​‍​ ​‍​‍‌‌​ ‌‌‌​‌​​‍ ‍‌ ‌​‌‍‌‌‌ ‍​‌ ‌​​ ‌‍​‍‌‍​‌‌ ​ ‌‍‌‌‌‌‌‌‌ ​‍‌‍ ​​ ‌‌‍‍​‌ ‌​‌ ‌​‌ ​​‌ ​ ​‍‌‌​ ​ ‌​​‌​‍‌‌​ ​‍‌​‌‍​‍‌‌​ ​‍‌​‌‍‌ ‌​‌ ‌‌​‍ ‍‌ ​ ‌‍​‌‌‍ ‍‌‍‍‌‌ ‌​‌ ‍‌​‍ ‍‌ ​ ‌ ‌​‌ ‌‌‌‍‌​‌‍‍‌‌‍ ​‍‌‍‌‍‍‌‌‍‌​​ ‌‌ ​​‌‍​‌‌‍‌ ‌‍‌‌​‍ ‌‌ ‌​‌‍‍‌‌‍ ​‌ ​ ‌‍‍ ‌ ‌‌‌‍‌​​‍ ‌‌ ‌​‌‍‍‌‌‍ ​​‍ ‌‌ ‌‍‌‍‍‌‌ ​‍‌‍‍ ‌ ​ ‌‍ ‌‍ ‌‌‍‍​‌‍‌‌‌‍‌​‌‍‌‌‌ ​‍​‍‌‍‌ ‌​‌ ‍‌‌ ​​‌‍‌‌​ ‌‌ ​​‌‍​‌‌‍‌ ‌‍‌‌​‍‌‍‌ ​​‌‍​‌‌ ‌​‌‍‍​​ ‌‌ ​ ‌‍‌‌‌‍​ ‌ ‌​‌‍‍‌‌‍ ‌‍ ‍‌ ​ ​‍‌‌​ ‌‌‌​​‍‌‌ ‌‍‍ ‌‍‌‌‌ ‍‌​‍‌‌​ ​ ‌​‌​​‍‌‌​ ​ ‌​‌​​‍‌‌​ ​‍​ ​‍‌‍‌‌​ ​ ​ ​‍​ ​‌‌‍​ ‌‍​ ​ ​‌​ ‌‍​ ‌​‌‍​ ​ ​‌​ ​‌​‍‌‌​ ​‍​ ​‍​‍‌‌​ ‌‌‌​‌​​‍ ‍‌‍​ ‌‍ ‌‍ ‍‌ ‌​‌‍‌‌‌‍ ‍‌ ‌​​‍‌‌​ ‌‌‌​​‍‌‌ ‌‍‍ ‌‍‌‌‌ ‍‌​‍‌‌​ ​ ‌​‌​​‍‌‌​ ​ ‌​‌​​‍‌‌​ ​‍​ ​‍​ ‌ ​ ‍‌‌‍​‍​ ‌ ​ ‌​‌‍‌​​ ​ ​ ‌‌​ ‌‌‌‍​‍​ ​​​ ‌​​‍‌‌​ ​‍​ ​‍​‍‌‌​ ‌‌‌​‌​​‍ ‍‌‍​‍‌‍ ​‌‍ ‌‍​ ‌‍‍ ‌ ​ ​‍‌‌​ ‌‌‌​​‍‌‌ ‌‍‍ ‌‍‌‌‌ ‍‌​‍‌‌​ ​ ‌​‌​​‍‌‌​ ​ ‌​‌​​‍‌‌​ ​‍​ ​‍​ ‌‌​ ‌ ​ ​‌​ ​‌‌‍​ ‌‍‌‌‌‍​‌​ ‌‍‌‍‌‌‌‍‌​​ ‍​​ ‌ ​‍‌‌​ ​‍​ ​‍​‍‌‌​ ‌‌‌​‌​​‍ ‍‌‍​‍‌‍ ‌‍‌​‌ ‍‌​‍‌‌​ ‌‌‌​​‍‌‌ ‌‍‍ ‌‍‌‌‌ ‍‌​‍‌‌​ ​ ‌​‌​​‍‌‌​ ​ ‌​‌​​‍‌‌​ ​‍​ ​‍‌‍‌‌‌‍‌‍‌‍​ ​ ‍‌​ ​‌​ ​‍‌‍‌‌​ ‍‌​ ‌ ​ ‍‌‌‍‌‍​ ​​​‍‌‌​ ​‍​ ​‍​‍‌‌​ ‌‌‌​‌​​‍ ‍‌‍​ ‌‍‍​‌‍‍‌‌‍ ​‌‍‌​‌ ​‍‌‍‌‌‌‍ ‍​‍‌‌​ ‌‌‌​​‍‌‌ ‌‍‍ ‌‍‌‌‌ ‍‌​‍‌‌​ ​ ‌​‌​​‍‌‌​ ​ ‌​‌​​‍‌‌​ ​‍​ ​‍​ ​‌​ ‌‌​ ​‍​ ​‌‌‍‌‍​ ‍‌‌‍​‍​ ‍‌​ ​​‌‍‌‌​ ‍​‌‍‌​​‍‌‌​ ​‍​ ​‍​‍‌‌​ ‌‌‌​‌​​‍ ‍‌ ‌​‌‍‌‌‌ ‍​‌ ‌​​‍‌‍‌ ​​‌‍‌‌‌ ​‍‌ ​ ‌ ​​‌‍‌‌‌‍​ ‌ ‌​‌‍‍‌‌ ‌‍‌‍‌‌​ ‌‌ ​​‌ ‌‌‌‍​‍‌‍ ​‌‍‍‌‌ ​ ‌‍‍​‌‍‌‌‌‍‌​​‍​‍‌ ‌
Transportens Udviklingsfond giver 10.000 kr. i lærlingebonus
for hver lærling, I ansætter. Derudover giver fonden også
tilskud til lærlingens svendeprøvegebyr og studieture.
Refusionerne er momsfrie omkostninger og kan derfor
viderefaktureres uden moms.​​​​‌ ‍ ​‍​‍‌‍ ‌ ​‍‌‍‍‌‌‍‌ ‌‍‍‌‌‍ ‍​‍​‍​ ‍‍​‍​‍‌ ​ ‌‍​‌‌‍ ‍‌‍‍‌‌ ‌​‌ ‍‌​‍ ‍‌‍‍‌‌‍ ​‍​‍​‍ ​​‍​‍‌‍‍​‌ ​‍‌‍‌‌‌‍‌‍​‍​‍​ ‍‍​‍​‍‌‍‍​‌ ‌​‌ ‌​‌ ​​‌ ​ ​ ‍‍​‍ ​‍ ‌ ‌​‌ ‌‌​‍ ‍‌ ​ ‌‍​‌‌‍ ‍‌‍‍‌‌ ‌​‌ ‍‌​‍ ‍‌ ​ ‌ ‌​‌ ‌‌‌‍‌​‌‍‍‌‌‍ ​‍ ‌‍‍‌‌‍ ‍‌ ‌​‌‍‌‌‌‍ ‍‌ ‌​​‍ ‌‍‌‌‌‍‌​‌‍‍‌‌ ‌​​‍ ‌‍ ‌‌‍ ‌‍‌​‌‍‌‌​ ‌‌ ​​‌ ​‍‌‍‌‌‌ ​ ‌‍‌‌‌‍ ‍‌ ‌​‌‍​‌‌ ‌​‌‍‍‌‌‍ ‌‍ ‍​ ‍ ‌‍‍‌‌‍‌​​ ‌‌ ​​‌‍​‌‌‍‌ ‌‍‌‌​‍ ‌‌ ‌​‌‍‍‌‌‍ ​‌ ​ ‌‍‍ ‌ ‌‌‌‍‌​​‍ ‌‌ ‌​‌‍‍‌‌‍ ​​‍ ‌‌ ‌‍‌‍‍‌‌ ​‍‌‍‍ ‌ ​ ‌‍ ‌‍ ‌‌‍‍​‌‍‌‌‌‍‌​‌‍‌‌‌ ​‍​ ‍ ‌ ‌​‌ ‍‌‌ ​​‌‍‌‌​ ‌‌ ​​‌‍​‌‌‍‌ ‌‍‌‌​ ‍ ‌ ​​‌‍​‌‌ ‌​‌‍‍​​ ‌‌ ​ ‌‍‌‌‌‍​ ‌ ‌​‌‍‍‌‌‍ ‌‍ ‍‌ ​ ​‍‌‌​ ‌‌‌​​‍‌‌ ‌‍‍ ‌‍‌‌‌ ‍‌​‍‌‌​ ​ ‌​‌​​‍‌‌​ ​ ‌​‌​​‍‌‌​ ​‍​ ​‍‌‍‌‌​ ​ ​ ​‍​ ​‌‌‍​ ‌‍​ ​ ​‌​ ‌‍​ ‌​‌‍​ ​ ​‌​ ​‌​‍‌‌​ ​‍​ ​‍​‍‌‌​ ‌‌‌​‌​​‍ ‍‌‍​ ‌‍ ‌‍ ‍‌ ‌​‌‍‌‌‌‍ ‍‌ ‌​​‍‌‌​ ‌‌‌​​‍‌‌ ‌‍‍ ‌‍‌‌‌ ‍‌​‍‌‌​ ​ ‌​‌​​‍‌‌​ ​ ‌​‌​​‍‌‌​ ​‍​ ​‍​ ‌ ​ ‍‌‌‍​‍​ ‌ ​ ‌​‌‍‌​​ ​ ​ ‌‌​ ‌‌‌‍​‍​ ​​​ ‌​​‍‌‌​ ​‍​ ​‍​‍‌‌​ ‌‌‌​‌​​‍ ‍‌‍​‍‌‍ ​‌‍ ‌‍​ ‌‍‍ ‌ ​ ​‍‌‌​ ‌‌‌​​‍‌‌ ‌‍‍ ‌‍‌‌‌ ‍‌​‍‌‌​ ​ ‌​‌​​‍‌‌​ ​ ‌​‌​​‍‌‌​ ​‍​ ​‍​ ‌‌​ ‌ ​ ​‌​ ​‌‌‍​ ‌‍‌‌‌‍​‌​ ‌‍‌‍‌‌‌‍‌​​ ‍​​ ‌ ​‍‌‌​ ​‍​ ​‍​‍‌‌​ ‌‌‌​‌​​‍ ‍‌‍​‍‌‍ ‌‍‌​‌ ‍‌​‍‌‌​ ‌‌‌​​‍‌‌ ‌‍‍ ‌‍‌‌‌ ‍‌​‍‌‌​ ​ ‌​‌​​‍‌‌​ ​ ‌​‌​​‍‌‌​ ​‍​ ​‍‌‍‌​‌‍​‌‌‍​‍​ ‌ ‌‍‌‌​ ‌‌​ ‌‌‌‍‌‍‌‍​ ​ ‍​‌‍​‌​ ​ ​‍‌‌​ ​‍​ ​‍​‍‌‌​ ‌‌‌​‌​​‍ ‍‌‍​ ‌‍‍​‌‍‍‌‌‍ ​‌‍‌​‌ ​‍‌‍‌‌‌‍ ‍​‍‌‌​ ‌‌‌​​‍‌‌ ‌‍‍ ‌‍‌‌‌ ‍‌​‍‌‌​ ​ ‌​‌​​‍‌‌​ ​ ‌​‌​​‍‌‌​ ​‍​ ​‍‌‍​ ​ ‍​‌‍‌‌‌‍‌‌​ ‍‌‌‍​‍​ ​‌​ ​ ‌‍‌‍​ ‍‌‌‍‌​​ ‍​​‍‌‌​ ​‍​ ​‍​‍‌‌​ ‌‌‌​‌​​‍ ‍‌ ‌​‌‍‌‌‌ ‍​‌ ‌​​ ‌‍​‍‌‍​‌‌ ​ ‌‍‌‌‌‌‌‌‌ ​‍‌‍ ​​ ‌‌‍‍​‌ ‌​‌ ‌​‌ ​​‌ ​ ​‍‌‌​ ​ ‌​​‌​‍‌‌​ ​‍‌​‌‍​‍‌‌​ ​‍‌​‌‍‌ ‌​‌ ‌‌​‍ ‍‌ ​ ‌‍​‌‌‍ ‍‌‍‍‌‌ ‌​‌ ‍‌​‍ ‍‌ ​ ‌ ‌​‌ ‌‌‌‍‌​‌‍‍‌‌‍ ​‍‌‍‌‍‍‌‌‍‌​​ ‌‌ ​​‌‍​‌‌‍‌ ‌‍‌‌​‍ ‌‌ ‌​‌‍‍‌‌‍ ​‌ ​ ‌‍‍ ‌ ‌‌‌‍‌​​‍ ‌‌ ‌​‌‍‍‌‌‍ ​​‍ ‌‌ ‌‍‌‍‍‌‌ ​‍‌‍‍ ‌ ​ ‌‍ ‌‍ ‌‌‍‍​‌‍‌‌‌‍‌​‌‍‌‌‌ ​‍​‍‌‍‌ ‌​‌ ‍‌‌ ​​‌‍‌‌​ ‌‌ ​​‌‍​‌‌‍‌ ‌‍‌‌​‍‌‍‌ ​​‌‍​‌‌ ‌​‌‍‍​​ ‌‌ ​ ‌‍‌‌‌‍​ ‌ ‌​‌‍‍‌‌‍ ‌‍ ‍‌ ​ ​‍‌‌​ ‌‌‌​​‍‌‌ ‌‍‍ ‌‍‌‌‌ ‍‌​‍‌‌​ ​ ‌​‌​​‍‌‌​ ​ ‌​‌​​‍‌‌​ ​‍​ ​‍‌‍‌‌​ ​ ​ ​‍​ ​‌‌‍​ ‌‍​ ​ ​‌​ ‌‍​ ‌​‌‍​ ​ ​‌​ ​‌​‍‌‌​ ​‍​ ​‍​‍‌‌​ ‌‌‌​‌​​‍ ‍‌‍​ ‌‍ ‌‍ ‍‌ ‌​‌‍‌‌‌‍ ‍‌ ‌​​‍‌‌​ ‌‌‌​​‍‌‌ ‌‍‍ ‌‍‌‌‌ ‍‌​‍‌‌​ ​ ‌​‌​​‍‌‌​ ​ ‌​‌​​‍‌‌​ ​‍​ ​‍​ ‌ ​ ‍‌‌‍​‍​ ‌ ​ ‌​‌‍‌​​ ​ ​ ‌‌​ ‌‌‌‍​‍​ ​​​ ‌​​‍‌‌​ ​‍​ ​‍​‍‌‌​ ‌‌‌​‌​​‍ ‍‌‍​‍‌‍ ​‌‍ ‌‍​ ‌‍‍ ‌ ​ ​‍‌‌​ ‌‌‌​​‍‌‌ ‌‍‍ ‌‍‌‌‌ ‍‌​‍‌‌​ ​ ‌​‌​​‍‌‌​ ​ ‌​‌​​‍‌‌​ ​‍​ ​‍​ ‌‌​ ‌ ​ ​‌​ ​‌‌‍​ ‌‍‌‌‌‍​‌​ ‌‍‌‍‌‌‌‍‌​​ ‍​​ ‌ ​‍‌‌​ ​‍​ ​‍​‍‌‌​ ‌‌‌​‌​​‍ ‍‌‍​‍‌‍ ‌‍‌​‌ ‍‌​‍‌‌​ ‌‌‌​​‍‌‌ ‌‍‍ ‌‍‌‌‌ ‍‌​‍‌‌​ ​ ‌​‌​​‍‌‌​ ​ ‌​‌​​‍‌‌​ ​‍​ ​‍‌‍‌​‌‍​‌‌‍​‍​ ‌ ‌‍‌‌​ ‌‌​ ‌‌‌‍‌‍‌‍​ ​ ‍​‌‍​‌​ ​ ​‍‌‌​ ​‍​ ​‍​‍‌‌​ ‌‌‌​‌​​‍ ‍‌‍​ ‌‍‍​‌‍‍‌‌‍ ​‌‍‌​‌ ​‍‌‍‌‌‌‍ ‍​‍‌‌​ ‌‌‌​​‍‌‌ ‌‍‍ ‌‍‌‌‌ ‍‌​‍‌‌​ ​ ‌​‌​​‍‌‌​ ​ ‌​‌​​‍‌‌​ ​‍​ ​‍‌‍​ ​ ‍​‌‍‌‌‌‍‌‌​ ‍‌‌‍​‍​ ​‌​ ​ ‌‍‌‍​ ‍‌‌‍‌​​ ‍​​‍‌‌​ ​‍​ ​‍​‍‌‌​ ‌‌‌​‌​​‍ ‍‌ ‌​‌‍‌‌‌ ‍​‌ ‌​​‍‌‍‌ ​​‌‍‌‌‌ ​‍‌ ​ ‌ ​​‌‍‌‌‌‍​ ‌ ‌​‌‍‍‌‌ ‌‍‌‍‌‌​ ‌‌ ​​‌ ‌‌‌‍​‍‌‍ ​‌‍‍‌‌ ​ ‌‍‍​‌‍‌‌‌‍‌​​‍​‍‌ ‌
Grundbonussen pr. lærling er 10.000 kr.​​​​‌ ‍ ​‍​‍‌‍ ‌ ​‍‌‍‍‌‌‍‌ ‌‍‍‌‌‍ ‍​‍​‍​ ‍‍​‍​‍‌ ​ ‌‍​‌‌‍ ‍‌‍‍‌‌ ‌​‌ ‍‌​‍ ‍‌‍‍‌‌‍ ​‍​‍​‍ ​​‍​‍‌‍‍​‌ ​‍‌‍‌‌‌‍‌‍​‍​‍​ ‍‍​‍​‍‌‍‍​‌ ‌​‌ ‌​‌ ​​‌ ​ ​ ‍‍​‍ ​‍ ‌ ‌​‌ ‌‌​‍ ‍‌ ​ ‌‍​‌‌‍ ‍‌‍‍‌‌ ‌​‌ ‍‌​‍ ‍‌ ​ ‌ ‌​‌ ‌‌‌‍‌​‌‍‍‌‌‍ ​‍ ‌‍‍‌‌‍ ‍‌ ‌​‌‍‌‌‌‍ ‍‌ ‌​​‍ ‌‍‌‌‌‍‌​‌‍‍‌‌ ‌​​‍ ‌‍ ‌‌‍ ‌‍‌​‌‍‌‌​ ‌‌ ​​‌ ​‍‌‍‌‌‌ ​ ‌‍‌‌‌‍ ‍‌ ‌​‌‍​‌‌ ‌​‌‍‍‌‌‍ ‌‍ ‍​ ‍ ‌‍‍‌‌‍‌​​ ‌‌ ​​‌‍​‌‌‍‌ ‌‍‌‌​‍ ‌‌ ‌​‌‍‍‌‌‍ ​‌ ​ ‌‍‍ ‌ ‌‌‌‍‌​​‍ ‌‌ ‌​‌‍‍‌‌‍ ​​‍ ‌‌ ‌‍‌‍‍‌‌ ​‍‌‍‍ ‌ ​ ‌‍ ‌‍ ‌‌‍‍​‌‍‌‌‌‍‌​‌‍‌‌‌ ​‍​ ‍ ‌ ‌​‌ ‍‌‌ ​​‌‍‌‌​ ‌‌ ​​‌‍​‌‌‍‌ ‌‍‌‌​ ‍ ‌ ​​‌‍​‌‌ ‌​‌‍‍​​ ‌‌ ​ ‌‍‌‌‌‍​ ‌ ‌​‌‍‍‌‌‍ ‌‍ ‍‌ ​ ​‍‌‌​ ‌‌‌​​‍‌‌ ‌‍‍ ‌‍‌‌‌ ‍‌​‍‌‌​ ​ ‌​‌​​‍‌‌​ ​ ‌​‌​​‍‌‌​ ​‍​ ​‍‌‍‌‌​ ​ ​ ​‍​ ​‌‌‍​ ‌‍​ ​ ​‌​ ‌‍​ ‌​‌‍​ ​ ​‌​ ​‌​‍‌‌​ ​‍​ ​‍​‍‌‌​ ‌‌‌​‌​​‍ ‍‌‍​ ‌‍ ‌‍ ‍‌ ‌​‌‍‌‌‌‍ ‍‌ ‌​​‍‌‌​ ‌‌‌​​‍‌‌ ‌‍‍ ‌‍‌‌‌ ‍‌​‍‌‌​ ​ ‌​‌​​‍‌‌​ ​ ‌​‌​​‍‌‌​ ​‍​ ​‍​ ‌ ​ ‍‌‌‍​‍​ ‌ ​ ‌​‌‍‌​​ ​ ​ ‌‌​ ‌‌‌‍​‍​ ​​​ ‌​​‍‌‌​ ​‍​ ​‍​‍‌‌​ ‌‌‌​‌​​‍ ‍‌‍​‍‌‍ ​‌‍ ‌‍​ ‌‍‍ ‌ ​ ​‍‌‌​ ‌‌‌​​‍‌‌ ‌‍‍ ‌‍‌‌‌ ‍‌​‍‌‌​ ​ ‌​‌​​‍‌‌​ ​ ‌​‌​​‍‌‌​ ​‍​ ​‍​ ‌‌​ ‌ ​ ​‌​ ​‌‌‍​ ‌‍‌‌‌‍​‌​ ‌‍‌‍‌‌‌‍‌​​ ‍​​ ‌ ​‍‌‌​ ​‍​ ​‍​‍‌‌​ ‌‌‌​‌​​‍ ‍‌‍​‍‌‍ ‌‍‌​‌ ‍‌​‍‌‌​ ‌‌‌​​‍‌‌ ‌‍‍ ‌‍‌‌‌ ‍‌​‍‌‌​ ​ ‌​‌​​‍‌‌​ ​ ‌​‌​​‍‌‌​ ​‍​ ​‍‌‍​‍‌‍‌‍‌‍‌​​ ‌​​ ‌‌​ ​‌​ ​​​ ​​​ ‍​​ ‌‍‌‍​ ‌‍​ ​‍‌‌​ ​‍​ ​‍​‍‌‌​ ‌‌‌​‌​​‍ ‍‌‍​ ‌‍‍​‌‍‍‌‌‍ ​‌‍‌​‌ ​‍‌‍‌‌‌‍ ‍​‍‌‌​ ‌‌‌​​‍‌‌ ‌‍‍ ‌‍‌‌‌ ‍‌​‍‌‌​ ​ ‌​‌​​‍‌‌​ ​ ‌​‌​​‍‌‌​ ​‍​ ​‍‌‍‌‍​ ‍​​ ‌​‌‍‌‍‌‍​ ​ ‌ ​ ‌​‌‍​‍​ ‌ ‌‍‌​‌‍​ ‌‍​‍​‍‌‌​ ​‍​ ​‍​‍‌‌​ ‌‌‌​‌​​‍ ‍‌ ‌​‌‍‌‌‌ ‍​‌ ‌​​ ‌‍​‍‌‍​‌‌ ​ ‌‍‌‌‌‌‌‌‌ ​‍‌‍ ​​ ‌‌‍‍​‌ ‌​‌ ‌​‌ ​​‌ ​ ​‍‌‌​ ​ ‌​​‌​‍‌‌​ ​‍‌​‌‍​‍‌‌​ ​‍‌​‌‍‌ ‌​‌ ‌‌​‍ ‍‌ ​ ‌‍​‌‌‍ ‍‌‍‍‌‌ ‌​‌ ‍‌​‍ ‍‌ ​ ‌ ‌​‌ ‌‌‌‍‌​‌‍‍‌‌‍ ​‍‌‍‌‍‍‌‌‍‌​​ ‌‌ ​​‌‍​‌‌‍‌ ‌‍‌‌​‍ ‌‌ ‌​‌‍‍‌‌‍ ​‌ ​ ‌‍‍ ‌ ‌‌‌‍‌​​‍ ‌‌ ‌​‌‍‍‌‌‍ ​​‍ ‌‌ ‌‍‌‍‍‌‌ ​‍‌‍‍ ‌ ​ ‌‍ ‌‍ ‌‌‍‍​‌‍‌‌‌‍‌​‌‍‌‌‌ ​‍​‍‌‍‌ ‌​‌ ‍‌‌ ​​‌‍‌‌​ ‌‌ ​​‌‍​‌‌‍‌ ‌‍‌‌​‍‌‍‌ ​​‌‍​‌‌ ‌​‌‍‍​​ ‌‌ ​ ‌‍‌‌‌‍​ ‌ ‌​‌‍‍‌‌‍ ‌‍ ‍‌ ​ ​‍‌‌​ ‌‌‌​​‍‌‌ ‌‍‍ ‌‍‌‌‌ ‍‌​‍‌‌​ ​ ‌​‌​​‍‌‌​ ​ ‌​‌​​‍‌‌​ ​‍​ ​‍‌‍‌‌​ ​ ​ ​‍​ ​‌‌‍​ ‌‍​ ​ ​‌​ ‌‍​ ‌​‌‍​ ​ ​‌​ ​‌​‍‌‌​ ​‍​ ​‍​‍‌‌​ ‌‌‌​‌​​‍ ‍‌‍​ ‌‍ ‌‍ ‍‌ ‌​‌‍‌‌‌‍ ‍‌ ‌​​‍‌‌​ ‌‌‌​​‍‌‌ ‌‍‍ ‌‍‌‌‌ ‍‌​‍‌‌​ ​ ‌​‌​​‍‌‌​ ​ ‌​‌​​‍‌‌​ ​‍​ ​‍​ ‌ ​ ‍‌‌‍​‍​ ‌ ​ ‌​‌‍‌​​ ​ ​ ‌‌​ ‌‌‌‍​‍​ ​​​ ‌​​‍‌‌​ ​‍​ ​‍​‍‌‌​ ‌‌‌​‌​​‍ ‍‌‍​‍‌‍ ​‌‍ ‌‍​ ‌‍‍ ‌ ​ ​‍‌‌​ ‌‌‌​​‍‌‌ ‌‍‍ ‌‍‌‌‌ ‍‌​‍‌‌​ ​ ‌​‌​​‍‌‌​ ​ ‌​‌​​‍‌‌​ ​‍​ ​‍​ ‌‌​ ‌ ​ ​‌​ ​‌‌‍​ ‌‍‌‌‌‍​‌​ ‌‍‌‍‌‌‌‍‌​​ ‍​​ ‌ ​‍‌‌​ ​‍​ ​‍​‍‌‌​ ‌‌‌​‌​​‍ ‍‌‍​‍‌‍ ‌‍‌​‌ ‍‌​‍‌‌​ ‌‌‌​​‍‌‌ ‌‍‍ ‌‍‌‌‌ ‍‌​‍‌‌​ ​ ‌​‌​​‍‌‌​ ​ ‌​‌​​‍‌‌​ ​‍​ ​‍‌‍​‍‌‍‌‍‌‍‌​​ ‌​​ ‌‌​ ​‌​ ​​​ ​​​ ‍​​ ‌‍‌‍​ ‌‍​ ​‍‌‌​ ​‍​ ​‍​‍‌‌​ ‌‌‌​‌​​‍ ‍‌‍​ ‌‍‍​‌‍‍‌‌‍ ​‌‍‌​‌ ​‍‌‍‌‌‌‍ ‍​‍‌‌​ ‌‌‌​​‍‌‌ ‌‍‍ ‌‍‌‌‌ ‍‌​‍‌‌​ ​ ‌​‌​​‍‌‌​ ​ ‌​‌​​‍‌‌​ ​‍​ ​‍‌‍‌‍​ ‍​​ ‌​‌‍‌‍‌‍​ ​ ‌ ​ ‌​‌‍​‍​ ‌ ‌‍‌​‌‍​ ‌‍​‍​‍‌‌​ ​‍​ ​‍​‍‌‌​ ‌‌‌​‌​​‍ ‍‌ ‌​‌‍‌‌‌ ‍​‌ ‌​​‍‌‍‌ ​​‌‍‌‌‌ ​‍‌ ​ ‌ ​​‌‍‌‌‌‍​ ‌ ‌​‌‍‍‌‌ ‌‍‌‍‌‌​ ‌‌ ​​‌ ‌‌‌‍​‍‌‍ ​‌‍‍‌‌ ​ ‌‍‍​‌‍‌‌‌‍‌​​‍​‍‌ ‌
Støttebeløbet til studieture er op til kr. 4.500 kr.​​​​‌ ‍ ​‍​‍‌‍ ‌ ​‍‌‍‍‌‌‍‌ ‌‍‍‌‌‍ ‍​‍​‍​ ‍‍​‍​‍‌ ​ ‌‍​‌‌‍ ‍‌‍‍‌‌ ‌​‌ ‍‌​‍ ‍‌‍‍‌‌‍ ​‍​‍​‍ ​​‍​‍‌‍‍​‌ ​‍‌‍‌‌‌‍‌‍​‍​‍​ ‍‍​‍​‍‌‍‍​‌ ‌​‌ ‌​‌ ​​‌ ​ ​ ‍‍​‍ ​‍ ‌ ‌​‌ ‌‌​‍ ‍‌ ​ ‌‍​‌‌‍ ‍‌‍‍‌‌ ‌​‌ ‍‌​‍ ‍‌ ​ ‌ ‌​‌ ‌‌‌‍‌​‌‍‍‌‌‍ ​‍ ‌‍‍‌‌‍ ‍‌ ‌​‌‍‌‌‌‍ ‍‌ ‌​​‍ ‌‍‌‌‌‍‌​‌‍‍‌‌ ‌​​‍ ‌‍ ‌‌‍ ‌‍‌​‌‍‌‌​ ‌‌ ​​‌ ​‍‌‍‌‌‌ ​ ‌‍‌‌‌‍ ‍‌ ‌​‌‍​‌‌ ‌​‌‍‍‌‌‍ ‌‍ ‍​ ‍ ‌‍‍‌‌‍‌​​ ‌‌ ​​‌‍​‌‌‍‌ ‌‍‌‌​‍ ‌‌ ‌​‌‍‍‌‌‍ ​‌ ​ ‌‍‍ ‌ ‌‌‌‍‌​​‍ ‌‌ ‌​‌‍‍‌‌‍ ​​‍ ‌‌ ‌‍‌‍‍‌‌ ​‍‌‍‍ ‌ ​ ‌‍ ‌‍ ‌‌‍‍​‌‍‌‌‌‍‌​‌‍‌‌‌ ​‍​ ‍ ‌ ‌​‌ ‍‌‌ ​​‌‍‌‌​ ‌‌ ​​‌‍​‌‌‍‌ ‌‍‌‌​ ‍ ‌ ​​‌‍​‌‌ ‌​‌‍‍​​ ‌‌ ​ ‌‍‌‌‌‍​ ‌ ‌​‌‍‍‌‌‍ ‌‍ ‍‌ ​ ​‍‌‌​ ‌‌‌​​‍‌‌ ‌‍‍ ‌‍‌‌‌ ‍‌​‍‌‌​ ​ ‌​‌​​‍‌‌​ ​ ‌​‌​​‍‌‌​ ​‍​ ​‍‌‍‌‌​ ​ ​ ​‍​ ​‌‌‍​ ‌‍​ ​ ​‌​ ‌‍​ ‌​‌‍​ ​ ​‌​ ​‌​‍‌‌​ ​‍​ ​‍​‍‌‌​ ‌‌‌​‌​​‍ ‍‌‍​ ‌‍ ‌‍ ‍‌ ‌​‌‍‌‌‌‍ ‍‌ ‌​​‍‌‌​ ‌‌‌​​‍‌‌ ‌‍‍ ‌‍‌‌‌ ‍‌​‍‌‌​ ​ ‌​‌​​‍‌‌​ ​ ‌​‌​​‍‌‌​ ​‍​ ​‍​ ‌ ​ ‍‌‌‍​‍​ ‌ ​ ‌​‌‍‌​​ ​ ​ ‌‌​ ‌‌‌‍​‍​ ​​​ ‌​​‍‌‌​ ​‍​ ​‍​‍‌‌​ ‌‌‌​‌​​‍ ‍‌‍​‍‌‍ ​‌‍ ‌‍​ ‌‍‍ ‌ ​ ​‍‌‌​ ‌‌‌​​‍‌‌ ‌‍‍ ‌‍‌‌‌ ‍‌​‍‌‌​ ​ ‌​‌​​‍‌‌​ ​ ‌​‌​​‍‌‌​ ​‍​ ​‍​ ‌‌​ ‌ ​ ​‌​ ​‌‌‍​ ‌‍‌‌‌‍​‌​ ‌‍‌‍‌‌‌‍‌​​ ‍​​ ‌ ​‍‌‌​ ​‍​ ​‍​‍‌‌​ ‌‌‌​‌​​‍ ‍‌‍​‍‌‍ ‌‍‌​‌ ‍‌​‍‌‌​ ‌‌‌​​‍‌‌ ‌‍‍ ‌‍‌‌‌ ‍‌​‍‌‌​ ​ ‌​‌​​‍‌‌​ ​ ‌​‌​​‍‌‌​ ​‍​ ​‍​ ‌​​ ‍​​ ‍​​ ​‌​ ‍​‌‍​ ​ ‌ ‌‍​‌​ ‌​​ ​​​ ​​‌‍​‌​‍‌‌​ ​‍​ ​‍​‍‌‌​ ‌‌‌​‌​​‍ ‍‌‍​ ‌‍‍​‌‍‍‌‌‍ ​‌‍‌​‌ ​‍‌‍‌‌‌‍ ‍​‍‌‌​ ‌‌‌​​‍‌‌ ‌‍‍ ‌‍‌‌‌ ‍‌​‍‌‌​ ​ ‌​‌​​‍‌‌​ ​ ‌​‌​​‍‌‌​ ​‍​ ​‍​ ​‍​ ​‍​ ​​​ ​‌​ ‍‌‌‍‌‍‌‍​ ​ ​ ‌‍‌‌​ ‍‌​ ​ ‌‍​ ​‍‌‌​ ​‍​ ​‍​‍‌‌​ ‌‌‌​‌​​‍ ‍‌ ‌​‌‍‌‌‌ ‍​‌ ‌​​ ‌‍​‍‌‍​‌‌ ​ ‌‍‌‌‌‌‌‌‌ ​‍‌‍ ​​ ‌‌‍‍​‌ ‌​‌ ‌​‌ ​​‌ ​ ​‍‌‌​ ​ ‌​​‌​‍‌‌​ ​‍‌​‌‍​‍‌‌​ ​‍‌​‌‍‌ ‌​‌ ‌‌​‍ ‍‌ ​ ‌‍​‌‌‍ ‍‌‍‍‌‌ ‌​‌ ‍‌​‍ ‍‌ ​ ‌ ‌​‌ ‌‌‌‍‌​‌‍‍‌‌‍ ​‍‌‍‌‍‍‌‌‍‌​​ ‌‌ ​​‌‍​‌‌‍‌ ‌‍‌‌​‍ ‌‌ ‌​‌‍‍‌‌‍ ​‌ ​ ‌‍‍ ‌ ‌‌‌‍‌​​‍ ‌‌ ‌​‌‍‍‌‌‍ ​​‍ ‌‌ ‌‍‌‍‍‌‌ ​‍‌‍‍ ‌ ​ ‌‍ ‌‍ ‌‌‍‍​‌‍‌‌‌‍‌​‌‍‌‌‌ ​‍​‍‌‍‌ ‌​‌ ‍‌‌ ​​‌‍‌‌​ ‌‌ ​​‌‍​‌‌‍‌ ‌‍‌‌​‍‌‍‌ ​​‌‍​‌‌ ‌​‌‍‍​​ ‌‌ ​ ‌‍‌‌‌‍​ ‌ ‌​‌‍‍‌‌‍ ‌‍ ‍‌ ​ ​‍‌‌​ ‌‌‌​​‍‌‌ ‌‍‍ ‌‍‌‌‌ ‍‌​‍‌‌​ ​ ‌​‌​​‍‌‌​ ​ ‌​‌​​‍‌‌​ ​‍​ ​‍‌‍‌‌​ ​ ​ ​‍​ ​‌‌‍​ ‌‍​ ​ ​‌​ ‌‍​ ‌​‌‍​ ​ ​‌​ ​‌​‍‌‌​ ​‍​ ​‍​‍‌‌​ ‌‌‌​‌​​‍ ‍‌‍​ ‌‍ ‌‍ ‍‌ ‌​‌‍‌‌‌‍ ‍‌ ‌​​‍‌‌​ ‌‌‌​​‍‌‌ ‌‍‍ ‌‍‌‌‌ ‍‌​‍‌‌​ ​ ‌​‌​​‍‌‌​ ​ ‌​‌​​‍‌‌​ ​‍​ ​‍​ ‌ ​ ‍‌‌‍​‍​ ‌ ​ ‌​‌‍‌​​ ​ ​ ‌‌​ ‌‌‌‍​‍​ ​​​ ‌​​‍‌‌​ ​‍​ ​‍​‍‌‌​ ‌‌‌​‌​​‍ ‍‌‍​‍‌‍ ​‌‍ ‌‍​ ‌‍‍ ‌ ​ ​‍‌‌​ ‌‌‌​​‍‌‌ ‌‍‍ ‌‍‌‌‌ ‍‌​‍‌‌​ ​ ‌​‌​​‍‌‌​ ​ ‌​‌​​‍‌‌​ ​‍​ ​‍​ ‌‌​ ‌ ​ ​‌​ ​‌‌‍​ ‌‍‌‌‌‍​‌​ ‌‍‌‍‌‌‌‍‌​​ ‍​​ ‌ ​‍‌‌​ ​‍​ ​‍​‍‌‌​ ‌‌‌​‌​​‍ ‍‌‍​‍‌‍ ‌‍‌​‌ ‍‌​‍‌‌​ ‌‌‌​​‍‌‌ ‌‍‍ ‌‍‌‌‌ ‍‌​‍‌‌​ ​ ‌​‌​​‍‌‌​ ​ ‌​‌​​‍‌‌​ ​‍​ ​‍​ ‌​​ ‍​​ ‍​​ ​‌​ ‍​‌‍​ ​ ‌ ‌‍​‌​ ‌​​ ​​​ ​​‌‍​‌​‍‌‌​ ​‍​ ​‍​‍‌‌​ ‌‌‌​‌​​‍ ‍‌‍​ ‌‍‍​‌‍‍‌‌‍ ​‌‍‌​‌ ​‍‌‍‌‌‌‍ ‍​‍‌‌​ ‌‌‌​​‍‌‌ ‌‍‍ ‌‍‌‌‌ ‍‌​‍‌‌​ ​ ‌​‌​​‍‌‌​ ​ ‌​‌​​‍‌‌​ ​‍​ ​‍​ ​‍​ ​‍​ ​​​ ​‌​ ‍‌‌‍‌‍‌‍​ ​ ​ ‌‍‌‌​ ‍‌​ ​ ‌‍​ ​‍‌‌​ ​‍​ ​‍​‍‌‌​ ‌‌‌​‌​​‍ ‍‌ ‌​‌‍‌‌‌ ‍​‌ ‌​​‍‌‍‌ ​​‌‍‌‌‌ ​‍‌ ​ ‌ ​​‌‍‌‌‌‍​ ‌ ‌​‌‍‍‌‌ ‌‍‌‍‌‌​ ‌‌ ​​‌ ‌‌‌‍​‍‌‍ ​‌‍‍‌‌ ​ ‌‍‍​‌‍‌‌‌‍‌​​‍​‍‌ ‌
Støttebeløbet til svendeprøvegebyrer er 2.550 kr. ​​​​​‌ ‍ ​‍​‍‌‍ ‌ ​‍‌‍‍‌‌‍‌ ‌‍‍‌‌‍ ‍​‍​‍​ ‍‍​‍​‍‌ ​ ‌‍​‌‌‍ ‍‌‍‍‌‌ ‌​‌ ‍‌​‍ ‍‌‍‍‌‌‍ ​‍​‍​‍ ​​‍​‍‌‍‍​‌ ​‍‌‍‌‌‌‍‌‍​‍​‍​ ‍‍​‍​‍‌‍‍​‌ ‌​‌ ‌​‌ ​​‌ ​ ​ ‍‍​‍ ​‍ ‌ ‌​‌ ‌‌​‍ ‍‌ ​ ‌‍​‌‌‍ ‍‌‍‍‌‌ ‌​‌ ‍‌​‍ ‍‌ ​ ‌ ‌​‌ ‌‌‌‍‌​‌‍‍‌‌‍ ​‍ ‌‍‍‌‌‍ ‍‌ ‌​‌‍‌‌‌‍ ‍‌ ‌​​‍ ‌‍‌‌‌‍‌​‌‍‍‌‌ ‌​​‍ ‌‍ ‌‌‍ ‌‍‌​‌‍‌‌​ ‌‌ ​​‌ ​‍‌‍‌‌‌ ​ ‌‍‌‌‌‍ ‍‌ ‌​‌‍​‌‌ ‌​‌‍‍‌‌‍ ‌‍ ‍​ ‍ ‌‍‍‌‌‍‌​​ ‌‌ ​​‌‍​‌‌‍‌ ‌‍‌‌​‍ ‌‌ ‌​‌‍‍‌‌‍ ​‌ ​ ‌‍‍ ‌ ‌‌‌‍‌​​‍ ‌‌ ‌​‌‍‍‌‌‍ ​​‍ ‌‌ ‌‍‌‍‍‌‌ ​‍‌‍‍ ‌ ​ ‌‍ ‌‍ ‌‌‍‍​‌‍‌‌‌‍‌​‌‍‌‌‌ ​‍​ ‍ ‌ ‌​‌ ‍‌‌ ​​‌‍‌‌​ ‌‌ ​​‌‍​‌‌‍‌ ‌‍‌‌​ ‍ ‌ ​​‌‍​‌‌ ‌​‌‍‍​​ ‌‌ ​ ‌‍‌‌‌‍​ ‌ ‌​‌‍‍‌‌‍ ‌‍ ‍‌ ​ ​‍‌‌​ ‌‌‌​​‍‌‌ ‌‍‍ ‌‍‌‌‌ ‍‌​‍‌‌​ ​ ‌​‌​​‍‌‌​ ​ ‌​‌​​‍‌‌​ ​‍​ ​‍‌‍‌‌​ ​ ​ ​‍​ ​‌‌‍​ ‌‍​ ​ ​‌​ ‌‍​ ‌​‌‍​ ​ ​‌​ ​‌​‍‌‌​ ​‍​ ​‍​‍‌‌​ ‌‌‌​‌​​‍ ‍‌‍​ ‌‍ ‌‍ ‍‌ ‌​‌‍‌‌‌‍ ‍‌ ‌​​‍‌‌​ ‌‌‌​​‍‌‌ ‌‍‍ ‌‍‌‌‌ ‍‌​‍‌‌​ ​ ‌​‌​​‍‌‌​ ​ ‌​‌​​‍‌‌​ ​‍​ ​‍​ ‌ ​ ‍‌‌‍​‍​ ‌ ​ ‌​‌‍‌​​ ​ ​ ‌‌​ ‌‌‌‍​‍​ ​​​ ‌​​‍‌‌​ ​‍​ ​‍​‍‌‌​ ‌‌‌​‌​​‍ ‍‌‍​‍‌‍ ​‌‍ ‌‍​ ‌‍‍ ‌ ​ ​‍‌‌​ ‌‌‌​​‍‌‌ ‌‍‍ ‌‍‌‌‌ ‍‌​‍‌‌​ ​ ‌​‌​​‍‌‌​ ​ ‌​‌​​‍‌‌​ ​‍​ ​‍​ ‌‌​ ‌ ​ ​‌​ ​‌‌‍​ ‌‍‌‌‌‍​‌​ ‌‍‌‍‌‌‌‍‌​​ ‍​​ ‌ ​‍‌‌​ ​‍​ ​‍​‍‌‌​ ‌‌‌​‌​​‍ ‍‌‍​‍‌‍ ‌‍‌​‌ ‍‌​‍‌‌​ ‌‌‌​​‍‌‌ ‌‍‍ ‌‍‌‌‌ ‍‌​‍‌‌​ ​ ‌​‌​​‍‌‌​ ​ ‌​‌​​‍‌‌​ ​‍​ ​‍​ ‌​‌‍‌‍‌‍​‍​ ​​​ ‌​​ ​‌​ ​‍​ ​‍​ ​ ​ ​‍​ ​‌​ ‌‌​‍‌‌​ ​‍​ ​‍​‍‌‌​ ‌‌‌​‌​​‍ ‍‌‍​ ‌‍‍​‌‍‍‌‌‍ ​‌‍‌​‌ ​‍‌‍‌‌‌‍ ‍​‍‌‌​ ‌‌‌​​‍‌‌ ‌‍‍ ‌‍‌‌‌ ‍‌​‍‌‌​ ​ ‌​‌​​‍‌‌​ ​ ‌​‌​​‍‌‌​ ​‍​ ​‍‌‍​‍​ ​​​ ​‍​ ​‍​ ‍​​ ​‌‌‍‌‍‌‍‌​‌‍‌‍​ ​‍​ ​ ‌‍​‌​‍‌‌​ ​‍​ ​‍​‍‌‌​ ‌‌‌​‌​​‍ ‍‌ ‌​‌‍‌‌‌ ‍​‌ ‌​​ ‌‍​‍‌‍​‌‌ ​ ‌‍‌‌‌‌‌‌‌ ​‍‌‍ ​​ ‌‌‍‍​‌ ‌​‌ ‌​‌ ​​‌ ​ ​‍‌‌​ ​ ‌​​‌​‍‌‌​ ​‍‌​‌‍​‍‌‌​ ​‍‌​‌‍‌ ‌​‌ ‌‌​‍ ‍‌ ​ ‌‍​‌‌‍ ‍‌‍‍‌‌ ‌​‌ ‍‌​‍ ‍‌ ​ ‌ ‌​‌ ‌‌‌‍‌​‌‍‍‌‌‍ ​‍‌‍‌‍‍‌‌‍‌​​ ‌‌ ​​‌‍​‌‌‍‌ ‌‍‌‌​‍ ‌‌ ‌​‌‍‍‌‌‍ ​‌ ​ ‌‍‍ ‌ ‌‌‌‍‌​​‍ ‌‌ ‌​‌‍‍‌‌‍ ​​‍ ‌‌ ‌‍‌‍‍‌‌ ​‍‌‍‍ ‌ ​ ‌‍ ‌‍ ‌‌‍‍​‌‍‌‌‌‍‌​‌‍‌‌‌ ​‍​‍‌‍‌ ‌​‌ ‍‌‌ ​​‌‍‌‌​ ‌‌ ​​‌‍​‌‌‍‌ ‌‍‌‌​‍‌‍‌ ​​‌‍​‌‌ ‌​‌‍‍​​ ‌‌ ​ ‌‍‌‌‌‍​ ‌ ‌​‌‍‍‌‌‍ ‌‍ ‍‌ ​ ​‍‌‌​ ‌‌‌​​‍‌‌ ‌‍‍ ‌‍‌‌‌ ‍‌​‍‌‌​ ​ ‌​‌​​‍‌‌​ ​ ‌​‌​​‍‌‌​ ​‍​ ​‍‌‍‌‌​ ​ ​ ​‍​ ​‌‌‍​ ‌‍​ ​ ​‌​ ‌‍​ ‌​‌‍​ ​ ​‌​ ​‌​‍‌‌​ ​‍​ ​‍​‍‌‌​ ‌‌‌​‌​​‍ ‍‌‍​ ‌‍ ‌‍ ‍‌ ‌​‌‍‌‌‌‍ ‍‌ ‌​​‍‌‌​ ‌‌‌​​‍‌‌ ‌‍‍ ‌‍‌‌‌ ‍‌​‍‌‌​ ​ ‌​‌​​‍‌‌​ ​ ‌​‌​​‍‌‌​ ​‍​ ​‍​ ‌ ​ ‍‌‌‍​‍​ ‌ ​ ‌​‌‍‌​​ ​ ​ ‌‌​ ‌‌‌‍​‍​ ​​​ ‌​​‍‌‌​ ​‍​ ​‍​‍‌‌​ ‌‌‌​‌​​‍ ‍‌‍​‍‌‍ ​‌‍ ‌‍​ ‌‍‍ ‌ ​ ​‍‌‌​ ‌‌‌​​‍‌‌ ‌‍‍ ‌‍‌‌‌ ‍‌​‍‌‌​ ​ ‌​‌​​‍‌‌​ ​ ‌​‌​​‍‌‌​ ​‍​ ​‍​ ‌‌​ ‌ ​ ​‌​ ​‌‌‍​ ‌‍‌‌‌‍​‌​ ‌‍‌‍‌‌‌‍‌​​ ‍​​ ‌ ​‍‌‌​ ​‍​ ​‍​‍‌‌​ ‌‌‌​‌​​‍ ‍‌‍​‍‌‍ ‌‍‌​‌ ‍‌​‍‌‌​ ‌‌‌​​‍‌‌ ‌‍‍ ‌‍‌‌‌ ‍‌​‍‌‌​ ​ ‌​‌​​‍‌‌​ ​ ‌​‌​​‍‌‌​ ​‍​ ​‍​ ‌​‌‍‌‍‌‍​‍​ ​​​ ‌​​ ​‌​ ​‍​ ​‍​ ​ ​ ​‍​ ​‌​ ‌‌​‍‌‌​ ​‍​ ​‍​‍‌‌​ ‌‌‌​‌​​‍ ‍‌‍​ ‌‍‍​‌‍‍‌‌‍ ​‌‍‌​‌ ​‍‌‍‌‌‌‍ ‍​‍‌‌​ ‌‌‌​​‍‌‌ ‌‍‍ ‌‍‌‌‌ ‍‌​‍‌‌​ ​ ‌​‌​​‍‌‌​ ​ ‌​‌​​‍‌‌​ ​‍​ ​‍‌‍​‍​ ​​​ ​‍​ ​‍​ ‍​​ ​‌‌‍‌‍‌‍‌​‌‍‌‍​ ​‍​ ​ ‌‍​‌​‍‌‌​ ​‍​ ​‍​‍‌‌​ ‌‌‌​‌​​‍ ‍‌ ‌​‌‍‌‌‌ ‍​‌ ‌​​‍‌‍‌ ​​‌‍‌‌‌ ​‍‌ ​ ‌ ​​‌‍‌‌‌‍​ ‌ ‌​‌‍‍‌‌ ‌‍‌‍‌‌​ ‌‌ ​​‌ ‌‌‌‍​‍‌‍ ​‌‍‍‌‌ ​ ‌‍‍​‌‍‌‌‌‍‌​​‍​‍‌ ‌
Udover ovenstående tilskud hjælper Transportens
Udviklingsfond også med at betale din lærlings bogpakker i
forbindelse med uddannelse. ​​​​‌ ‍ ​‍​‍‌‍ ‌ ​‍‌‍‍‌‌‍‌ ‌‍‍‌‌‍ ‍​‍​‍​ ‍‍​‍​‍‌ ​ ‌‍​‌‌‍ ‍‌‍‍‌‌ ‌​‌ ‍‌​‍ ‍‌‍‍‌‌‍ ​‍​‍​‍ ​​‍​‍‌‍‍​‌ ​‍‌‍‌‌‌‍‌‍​‍​‍​ ‍‍​‍​‍‌‍‍​‌ ‌​‌ ‌​‌ ​​‌ ​ ​ ‍‍​‍ ​‍ ‌ ‌​‌ ‌‌​‍ ‍‌ ​ ‌‍​‌‌‍ ‍‌‍‍‌‌ ‌​‌ ‍‌​‍ ‍‌ ​ ‌ ‌​‌ ‌‌‌‍‌​‌‍‍‌‌‍ ​‍ ‌‍‍‌‌‍ ‍‌ ‌​‌‍‌‌‌‍ ‍‌ ‌​​‍ ‌‍‌‌‌‍‌​‌‍‍‌‌ ‌​​‍ ‌‍ ‌‌‍ ‌‍‌​‌‍‌‌​ ‌‌ ​​‌ ​‍‌‍‌‌‌ ​ ‌‍‌‌‌‍ ‍‌ ‌​‌‍​‌‌ ‌​‌‍‍‌‌‍ ‌‍ ‍​ ‍ ‌‍‍‌‌‍‌​​ ‌‌ ​​‌‍​‌‌‍‌ ‌‍‌‌​‍ ‌‌ ‌​‌‍‍‌‌‍ ​‌ ​ ‌‍‍ ‌ ‌‌‌‍‌​​‍ ‌‌ ‌​‌‍‍‌‌‍ ​​‍ ‌‌ ‌‍‌‍‍‌‌ ​‍‌‍‍ ‌ ​ ‌‍ ‌‍ ‌‌‍‍​‌‍‌‌‌‍‌​‌‍‌‌‌ ​‍​ ‍ ‌ ‌​‌ ‍‌‌ ​​‌‍‌‌​ ‌‌ ​​‌‍​‌‌‍‌ ‌‍‌‌​ ‍ ‌ ​​‌‍​‌‌ ‌​‌‍‍​​ ‌‌ ​ ‌‍‌‌‌‍​ ‌ ‌​‌‍‍‌‌‍ ‌‍ ‍‌ ​ ​‍‌‌​ ‌‌‌​​‍‌‌ ‌‍‍ ‌‍‌‌‌ ‍‌​‍‌‌​ ​ ‌​‌​​‍‌‌​ ​ ‌​‌​​‍‌‌​ ​‍​ ​‍‌‍‌‌​ ​ ​ ​‍​ ​‌‌‍​ ‌‍​ ​ ​‌​ ‌‍​ ‌​‌‍​ ​ ​‌​ ​‌​‍‌‌​ ​‍​ ​‍​‍‌‌​ ‌‌‌​‌​​‍ ‍‌‍​ ‌‍ ‌‍ ‍‌ ‌​‌‍‌‌‌‍ ‍‌ ‌​​‍‌‌​ ‌‌‌​​‍‌‌ ‌‍‍ ‌‍‌‌‌ ‍‌​‍‌‌​ ​ ‌​‌​​‍‌‌​ ​ ‌​‌​​‍‌‌​ ​‍​ ​‍​ ‌ ​ ‍‌‌‍​‍​ ‌ ​ ‌​‌‍‌​​ ​ ​ ‌‌​ ‌‌‌‍​‍​ ​​​ ‌​​‍‌‌​ ​‍​ ​‍​‍‌‌​ ‌‌‌​‌​​‍ ‍‌‍​‍‌‍ ​‌‍ ‌‍​ ‌‍‍ ‌ ​ ​‍‌‌​ ‌‌‌​​‍‌‌ ‌‍‍ ‌‍‌‌‌ ‍‌​‍‌‌​ ​ ‌​‌​​‍‌‌​ ​ ‌​‌​​‍‌‌​ ​‍​ ​‍​ ‌‌​ ‌ ​ ​‌​ ​‌‌‍​ ‌‍‌‌‌‍​‌​ ‌‍‌‍‌‌‌‍‌​​ ‍​​ ‌ ​‍‌‌​ ​‍​ ​‍​‍‌‌​ ‌‌‌​‌​​‍ ‍‌‍​‍‌‍ ‌‍‌​‌ ‍‌​‍‌‌​ ‌‌‌​​‍‌‌ ‌‍‍ ‌‍‌‌‌ ‍‌​‍‌‌​ ​ ‌​‌​​‍‌‌​ ​ ‌​‌​​‍‌‌​ ​‍​ ​‍​ ‍‌‌‍‌​​ ​​​ ‌​​ ​​​ ‌ ​ ‌ ​ ‌ ‌‍‌‍‌‍‌​​ ‍‌​ ‌ ​‍‌‌​ ​‍​ ​‍​‍‌‌​ ‌‌‌​‌​​‍ ‍‌‍​ ‌‍‍​‌‍‍‌‌‍ ​‌‍‌​‌ ​‍‌‍‌‌‌‍ ‍​‍‌‌​ ‌‌‌​​‍‌‌ ‌‍‍ ‌‍‌‌‌ ‍‌​‍‌‌​ ​ ‌​‌​​‍‌‌​ ​ ‌​‌​​‍‌‌​ ​‍​ ​‍‌‍​‍​ ​‍​ ‌​‌‍​‌‌‍‌‌​ ‌ ​ ‍‌​ ‌​‌‍‌​​ ‍​​ ‍‌​ ‌​​‍‌‌​ ​‍​ ​‍​‍‌‌​ ‌‌‌​‌​​‍ ‍‌ ‌​‌‍‌‌‌ ‍​‌ ‌​​ ‌‍​‍‌‍​‌‌ ​ ‌‍‌‌‌‌‌‌‌ ​‍‌‍ ​​ ‌‌‍‍​‌ ‌​‌ ‌​‌ ​​‌ ​ ​‍‌‌​ ​ ‌​​‌​‍‌‌​ ​‍‌​‌‍​‍‌‌​ ​‍‌​‌‍‌ ‌​‌ ‌‌​‍ ‍‌ ​ ‌‍​‌‌‍ ‍‌‍‍‌‌ ‌​‌ ‍‌​‍ ‍‌ ​ ‌ ‌​‌ ‌‌‌‍‌​‌‍‍‌‌‍ ​‍‌‍‌‍‍‌‌‍‌​​ ‌‌ ​​‌‍​‌‌‍‌ ‌‍‌‌​‍ ‌‌ ‌​‌‍‍‌‌‍ ​‌ ​ ‌‍‍ ‌ ‌‌‌‍‌​​‍ ‌‌ ‌​‌‍‍‌‌‍ ​​‍ ‌‌ ‌‍‌‍‍‌‌ ​‍‌‍‍ ‌ ​ ‌‍ ‌‍ ‌‌‍‍​‌‍‌‌‌‍‌​‌‍‌‌‌ ​‍​‍‌‍‌ ‌​‌ ‍‌‌ ​​‌‍‌‌​ ‌‌ ​​‌‍​‌‌‍‌ ‌‍‌‌​‍‌‍‌ ​​‌‍​‌‌ ‌​‌‍‍​​ ‌‌ ​ ‌‍‌‌‌‍​ ‌ ‌​‌‍‍‌‌‍ ‌‍ ‍‌ ​ ​‍‌‌​ ‌‌‌​​‍‌‌ ‌‍‍ ‌‍‌‌‌ ‍‌​‍‌‌​ ​ ‌​‌​​‍‌‌​ ​ ‌​‌​​‍‌‌​ ​‍​ ​‍‌‍‌‌​ ​ ​ ​‍​ ​‌‌‍​ ‌‍​ ​ ​‌​ ‌‍​ ‌​‌‍​ ​ ​‌​ ​‌​‍‌‌​ ​‍​ ​‍​‍‌‌​ ‌‌‌​‌​​‍ ‍‌‍​ ‌‍ ‌‍ ‍‌ ‌​‌‍‌‌‌‍ ‍‌ ‌​​‍‌‌​ ‌‌‌​​‍‌‌ ‌‍‍ ‌‍‌‌‌ ‍‌​‍‌‌​ ​ ‌​‌​​‍‌‌​ ​ ‌​‌​​‍‌‌​ ​‍​ ​‍​ ‌ ​ ‍‌‌‍​‍​ ‌ ​ ‌​‌‍‌​​ ​ ​ ‌‌​ ‌‌‌‍​‍​ ​​​ ‌​​‍‌‌​ ​‍​ ​‍​‍‌‌​ ‌‌‌​‌​​‍ ‍‌‍​‍‌‍ ​‌‍ ‌‍​ ‌‍‍ ‌ ​ ​‍‌‌​ ‌‌‌​​‍‌‌ ‌‍‍ ‌‍‌‌‌ ‍‌​‍‌‌​ ​ ‌​‌​​‍‌‌​ ​ ‌​‌​​‍‌‌​ ​‍​ ​‍​ ‌‌​ ‌ ​ ​‌​ ​‌‌‍​ ‌‍‌‌‌‍​‌​ ‌‍‌‍‌‌‌‍‌​​ ‍​​ ‌ ​‍‌‌​ ​‍​ ​‍​‍‌‌​ ‌‌‌​‌​​‍ ‍‌‍​‍‌‍ ‌‍‌​‌ ‍‌​‍‌‌​ ‌‌‌​​‍‌‌ ‌‍‍ ‌‍‌‌‌ ‍‌​‍‌‌​ ​ ‌​‌​​‍‌‌​ ​ ‌​‌​​‍‌‌​ ​‍​ ​‍​ ‍‌‌‍‌​​ ​​​ ‌​​ ​​​ ‌ ​ ‌ ​ ‌ ‌‍‌‍‌‍‌​​ ‍‌​ ‌ ​‍‌‌​ ​‍​ ​‍​‍‌‌​ ‌‌‌​‌​​‍ ‍‌‍​ ‌‍‍​‌‍‍‌‌‍ ​‌‍‌​‌ ​‍‌‍‌‌‌‍ ‍​‍‌‌​ ‌‌‌​​‍‌‌ ‌‍‍ ‌‍‌‌‌ ‍‌​‍‌‌​ ​ ‌​‌​​‍‌‌​ ​ ‌​‌​​‍‌‌​ ​‍​ ​‍‌‍​‍​ ​‍​ ‌​‌‍​‌‌‍‌‌​ ‌ ​ ‍‌​ ‌​‌‍‌​​ ‍​​ ‍‌​ ‌​​‍‌‌​ ​‍​ ​‍​‍‌‌​ ‌‌‌​‌​​‍ ‍‌ ‌​‌‍‌‌‌ ‍​‌ ‌​​‍‌‍‌ ​​‌‍‌‌‌ ​‍‌ ​ ‌ ​​‌‍‌‌‌‍​ ‌ ‌​‌‍‍‌‌ ‌‍‌‍‌‌​ ‌‌ ​​‌ ‌‌‌‍​‍‌‍ ​‌‍‍‌‌ ​ ‌‍‍​‌‍‌‌‌‍‌​​‍​‍‌ ‌ Læs om bogpakkerne her​​​​‌ ‍ ​‍​‍‌‍ ‌ ​‍‌‍‍‌‌‍‌ ‌‍‍‌‌‍ ‍​‍​‍​ ‍‍​‍​‍‌ ​ ‌‍​‌‌‍ ‍‌‍‍‌‌ ‌​‌ ‍‌​‍ ‍‌‍‍‌‌‍ ​‍​‍​‍ ​​‍​‍‌‍‍​‌ ​‍‌‍‌‌‌‍‌‍​‍​‍​ ‍‍​‍​‍‌‍‍​‌ ‌​‌ ‌​‌ ​​‌ ​ ​ ‍‍​‍ ​‍ ‌ ‌​‌ ‌‌​‍ ‍‌ ​ ‌‍​‌‌‍ ‍‌‍‍‌‌ ‌​‌ ‍‌​‍ ‍‌ ​ ‌ ‌​‌ ‌‌‌‍‌​‌‍‍‌‌‍ ​‍ ‌‍‍‌‌‍ ‍‌ ‌​‌‍‌‌‌‍ ‍‌ ‌​​‍ ‌‍‌‌‌‍‌​‌‍‍‌‌ ‌​​‍ ‌‍ ‌‌‍ ‌‍‌​‌‍‌‌​ ‌‌ ​​‌ ​‍‌‍‌‌‌ ​ ‌‍‌‌‌‍ ‍‌ ‌​‌‍​‌‌ ‌​‌‍‍‌‌‍ ‌‍ ‍​ ‍ ‌‍‍‌‌‍‌​​ ‌‌ ​​‌‍​‌‌‍‌ ‌‍‌‌​‍ ‌‌ ‌​‌‍‍‌‌‍ ​‌ ​ ‌‍‍ ‌ ‌‌‌‍‌​​‍ ‌‌ ‌​‌‍‍‌‌‍ ​​‍ ‌‌ ‌‍‌‍‍‌‌ ​‍‌‍‍ ‌ ​ ‌‍ ‌‍ ‌‌‍‍​‌‍‌‌‌‍‌​‌‍‌‌‌ ​‍​ ‍ ‌ ‌​‌ ‍‌‌ ​​‌‍‌‌​ ‌‌ ​​‌‍​‌‌‍‌ ‌‍‌‌​ ‍ ‌ ​​‌‍​‌‌ ‌​‌‍‍​​ ‌‌ ​ ‌‍‌‌‌‍​ ‌ ‌​‌‍‍‌‌‍ ‌‍ ‍‌ ​ ​‍‌‌​ ‌‌‌​​‍‌‌ ‌‍‍ ‌‍‌‌‌ ‍‌​‍‌‌​ ​ ‌​‌​​‍‌‌​ ​ ‌​‌​​‍‌‌​ ​‍​ ​‍‌‍‌‌​ ​ ​ ​‍​ ​‌‌‍​ ‌‍​ ​ ​‌​ ‌‍​ ‌​‌‍​ ​ ​‌​ ​‌​‍‌‌​ ​‍​ ​‍​‍‌‌​ ‌‌‌​‌​​‍ ‍‌‍​ ‌‍ ‌‍ ‍‌ ‌​‌‍‌‌‌‍ ‍‌ ‌​​‍‌‌​ ‌‌‌​​‍‌‌ ‌‍‍ ‌‍‌‌‌ ‍‌​‍‌‌​ ​ ‌​‌​​‍‌‌​ ​ ‌​‌​​‍‌‌​ ​‍​ ​‍​ ‌ ​ ‍‌‌‍​‍​ ‌ ​ ‌​‌‍‌​​ ​ ​ ‌‌​ ‌‌‌‍​‍​ ​​​ ‌​​‍‌‌​ ​‍​ ​‍​‍‌‌​ ‌‌‌​‌​​‍ ‍‌‍​‍‌‍ ​‌‍ ‌‍​ ‌‍‍ ‌ ​ ​‍‌‌​ ‌‌‌​​‍‌‌ ‌‍‍ ‌‍‌‌‌ ‍‌​‍‌‌​ ​ ‌​‌​​‍‌‌​ ​ ‌​‌​​‍‌‌​ ​‍​ ​‍​ ‌‌​ ‌ ​ ​‌​ ​‌‌‍​ ‌‍‌‌‌‍​‌​ ‌‍‌‍‌‌‌‍‌​​ ‍​​ ‌ ​‍‌‌​ ​‍​ ​‍​‍‌‌​ ‌‌‌​‌​​‍ ‍‌‍​‍‌‍ ‌‍‌​‌ ‍‌​‍‌‌​ ‌‌‌​​‍‌‌ ‌‍‍ ‌‍‌‌‌ ‍‌​‍‌‌​ ​ ‌​‌​​‍‌‌​ ​ ‌​‌​​‍‌‌​ ​‍​ ​‍​ ‍‌‌‍‌​​ ​​​ ‌​​ ​​​ ‌ ​ ‌ ​ ‌ ‌‍‌‍‌‍‌​​ ‍‌​ ‌ ​‍‌‌​ ​‍​ ​‍​‍‌‌​ ‌‌‌​‌​​‍ ‍‌‍​ ‌‍‍​‌‍‍‌‌‍ ​‌‍‌​‌ ​‍‌‍‌‌‌‍ ‍​‍‌‌​ ‌‌‌​​‍‌‌ ‌‍‍ ‌‍‌‌‌ ‍‌​‍‌‌​ ​ ‌​‌​​‍‌‌​ ​ ‌​‌​​‍‌‌​ ​‍​ ​‍​ ​​‌‍​‌​ ‌​​ ‌​​ ‍​​ ​‌​ ​ ‌‍‌‍‌‍‌​​ ‍‌‌‍‌‌​ ‌​​‍‌‌​ ​‍​ ​‍​‍‌‌​ ‌‌‌​‌​​‍ ‍‌ ‌​‌‍‌‌‌ ‍​‌ ‌​​ ‌‍​‍‌‍​‌‌ ​ ‌‍‌‌‌‌‌‌‌ ​‍‌‍ ​​ ‌‌‍‍​‌ ‌​‌ ‌​‌ ​​‌ ​ ​‍‌‌​ ​ ‌​​‌​‍‌‌​ ​‍‌​‌‍​‍‌‌​ ​‍‌​‌‍‌ ‌​‌ ‌‌​‍ ‍‌ ​ ‌‍​‌‌‍ ‍‌‍‍‌‌ ‌​‌ ‍‌​‍ ‍‌ ​ ‌ ‌​‌ ‌‌‌‍‌​‌‍‍‌‌‍ ​‍‌‍‌‍‍‌‌‍‌​​ ‌‌ ​​‌‍​‌‌‍‌ ‌‍‌‌​‍ ‌‌ ‌​‌‍‍‌‌‍ ​‌ ​ ‌‍‍ ‌ ‌‌‌‍‌​​‍ ‌‌ ‌​‌‍‍‌‌‍ ​​‍ ‌‌ ‌‍‌‍‍‌‌ ​‍‌‍‍ ‌ ​ ‌‍ ‌‍ ‌‌‍‍​‌‍‌‌‌‍‌​‌‍‌‌‌ ​‍​‍‌‍‌ ‌​‌ ‍‌‌ ​​‌‍‌‌​ ‌‌ ​​‌‍​‌‌‍‌ ‌‍‌‌​‍‌‍‌ ​​‌‍​‌‌ ‌​‌‍‍​​ ‌‌ ​ ‌‍‌‌‌‍​ ‌ ‌​‌‍‍‌‌‍ ‌‍ ‍‌ ​ ​‍‌‌​ ‌‌‌​​‍‌‌ ‌‍‍ ‌‍‌‌‌ ‍‌​‍‌‌​ ​ ‌​‌​​‍‌‌​ ​ ‌​‌​​‍‌‌​ ​‍​ ​‍‌‍‌‌​ ​ ​ ​‍​ ​‌‌‍​ ‌‍​ ​ ​‌​ ‌‍​ ‌​‌‍​ ​ ​‌​ ​‌​‍‌‌​ ​‍​ ​‍​‍‌‌​ ‌‌‌​‌​​‍ ‍‌‍​ ‌‍ ‌‍ ‍‌ ‌​‌‍‌‌‌‍ ‍‌ ‌​​‍‌‌​ ‌‌‌​​‍‌‌ ‌‍‍ ‌‍‌‌‌ ‍‌​‍‌‌​ ​ ‌​‌​​‍‌‌​ ​ ‌​‌​​‍‌‌​ ​‍​ ​‍​ ‌ ​ ‍‌‌‍​‍​ ‌ ​ ‌​‌‍‌​​ ​ ​ ‌‌​ ‌‌‌‍​‍​ ​​​ ‌​​‍‌‌​ ​‍​ ​‍​‍‌‌​ ‌‌‌​‌​​‍ ‍‌‍​‍‌‍ ​‌‍ ‌‍​ ‌‍‍ ‌ ​ ​‍‌‌​ ‌‌‌​​‍‌‌ ‌‍‍ ‌‍‌‌‌ ‍‌​‍‌‌​ ​ ‌​‌​​‍‌‌​ ​ ‌​‌​​‍‌‌​ ​‍​ ​‍​ ‌‌​ ‌ ​ ​‌​ ​‌‌‍​ ‌‍‌‌‌‍​‌​ ‌‍‌‍‌‌‌‍‌​​ ‍​​ ‌ ​‍‌‌​ ​‍​ ​‍​‍‌‌​ ‌‌‌​‌​​‍ ‍‌‍​‍‌‍ ‌‍‌​‌ ‍‌​‍‌‌​ ‌‌‌​​‍‌‌ ‌‍‍ ‌‍‌‌‌ ‍‌​‍‌‌​ ​ ‌​‌​​‍‌‌​ ​ ‌​‌​​‍‌‌​ ​‍​ ​‍​ ‍‌‌‍‌​​ ​​​ ‌​​ ​​​ ‌ ​ ‌ ​ ‌ ‌‍‌‍‌‍‌​​ ‍‌​ ‌ ​‍‌‌​ ​‍​ ​‍​‍‌‌​ ‌‌‌​‌​​‍ ‍‌‍​ ‌‍‍​‌‍‍‌‌‍ ​‌‍‌​‌ ​‍‌‍‌‌‌‍ ‍​‍‌‌​ ‌‌‌​​‍‌‌ ‌‍‍ ‌‍‌‌‌ ‍‌​‍‌‌​ ​ ‌​‌​​‍‌‌​ ​ ‌​‌​​‍‌‌​ ​‍​ ​‍​ ​​‌‍​‌​ ‌​​ ‌​​ ‍​​ ​‌​ ​ ‌‍‌‍‌‍‌​​ ‍‌‌‍‌‌​ ‌​​‍‌‌​ ​‍​ ​‍​‍‌‌​ ‌‌‌​‌​​‍ ‍‌ ‌​‌‍‌‌‌ ‍​‌ ‌​​‍‌‍‌ ​​‌‍‌‌‌ ​‍‌ ​ ‌ ​​‌‍‌‌‌‍​ ‌ ‌​‌‍‍‌‌ ‌‍‌‍‌‌​ ‌‌ ​​‌ ‌‌‌‍​‍‌‍ ​‌‍‍‌‌ ​ ‌‍‍​‌‍‌‌‌‍‌​​‍​‍‌ ‌
Betingelser for at få lærlingebonus:​​​​‌ ‍ ​‍​‍‌‍ ‌ ​‍‌‍‍‌‌‍‌ ‌‍‍‌‌‍ ‍​‍​‍​ ‍‍​‍​‍‌ ​ ‌‍​‌‌‍ ‍‌‍‍‌‌ ‌​‌ ‍‌​‍ ‍‌‍‍‌‌‍ ​‍​‍​‍ ​​‍​‍‌‍‍​‌ ​‍‌‍‌‌‌‍‌‍​‍​‍​ ‍‍​‍​‍‌‍‍​‌ ‌​‌ ‌​‌ ​​‌ ​ ​ ‍‍​‍ ​‍ ‌ ‌​‌ ‌‌​‍ ‍‌ ​ ‌‍​‌‌‍ ‍‌‍‍‌‌ ‌​‌ ‍‌​‍ ‍‌ ​ ‌ ‌​‌ ‌‌‌‍‌​‌‍‍‌‌‍ ​‍ ‌‍‍‌‌‍ ‍‌ ‌​‌‍‌‌‌‍ ‍‌ ‌​​‍ ‌‍‌‌‌‍‌​‌‍‍‌‌ ‌​​‍ ‌‍ ‌‌‍ ‌‍‌​‌‍‌‌​ ‌‌ ​​‌ ​‍‌‍‌‌‌ ​ ‌‍‌‌‌‍ ‍‌ ‌​‌‍​‌‌ ‌​‌‍‍‌‌‍ ‌‍ ‍​ ‍ ‌‍‍‌‌‍‌​​ ‌‌ ​​‌‍​‌‌‍‌ ‌‍‌‌​‍ ‌‌ ‌​‌‍‍‌‌‍ ​‌ ​ ‌‍‍ ‌ ‌‌‌‍‌​​‍ ‌‌ ‌​‌‍‍‌‌‍ ​​‍ ‌‌ ‌‍‌‍‍‌‌ ​‍‌‍‍ ‌ ​ ‌‍ ‌‍ ‌‌‍‍​‌‍‌‌‌‍‌​‌‍‌‌‌ ​‍​ ‍ ‌ ‌​‌ ‍‌‌ ​​‌‍‌‌​ ‌‌ ​​‌‍​‌‌‍‌ ‌‍‌‌​ ‍ ‌ ​​‌‍​‌‌ ‌​‌‍‍​​ ‌‌ ​ ‌‍‌‌‌‍​ ‌ ‌​‌‍‍‌‌‍ ‌‍ ‍‌ ​ ​‍‌‌​ ‌‌‌​​‍‌‌ ‌‍‍ ‌‍‌‌‌ ‍‌​‍‌‌​ ​ ‌​‌​​‍‌‌​ ​ ‌​‌​​‍‌‌​ ​‍​ ​‍‌‍‌‌​ ​ ​ ​‍​ ​‌‌‍​ ‌‍​ ​ ​‌​ ‌‍​ ‌​‌‍​ ​ ​‌​ ​‌​‍‌‌​ ​‍​ ​‍​‍‌‌​ ‌‌‌​‌​​‍ ‍‌‍​ ‌‍ ‌‍ ‍‌ ‌​‌‍‌‌‌‍ ‍‌ ‌​​‍‌‌​ ‌‌‌​​‍‌‌ ‌‍‍ ‌‍‌‌‌ ‍‌​‍‌‌​ ​ ‌​‌​​‍‌‌​ ​ ‌​‌​​‍‌‌​ ​‍​ ​‍​ ‌ ​ ‍‌‌‍​‍​ ‌ ​ ‌​‌‍‌​​ ​ ​ ‌‌​ ‌‌‌‍​‍​ ​​​ ‌​​‍‌‌​ ​‍​ ​‍​‍‌‌​ ‌‌‌​‌​​‍ ‍‌‍​‍‌‍ ​‌‍ ‌‍​ ‌‍‍ ‌ ​ ​‍‌‌​ ‌‌‌​​‍‌‌ ‌‍‍ ‌‍‌‌‌ ‍‌​‍‌‌​ ​ ‌​‌​​‍‌‌​ ​ ‌​‌​​‍‌‌​ ​‍​ ​‍​ ‌‌​ ‌ ​ ​‌​ ​‌‌‍​ ‌‍‌‌‌‍​‌​ ‌‍‌‍‌‌‌‍‌​​ ‍​​ ‌ ​‍‌‌​ ​‍​ ​‍​‍‌‌​ ‌‌‌​‌​​‍ ‍‌‍​‍‌‍ ‌‍‌​‌ ‍‌​‍‌‌​ ‌‌‌​​‍‌‌ ‌‍‍ ‌‍‌‌‌ ‍‌​‍‌‌​ ​ ‌​‌​​‍‌‌​ ​ ‌​‌​​‍‌‌​ ​‍​ ​‍​ ‍‌‌‍‌‍​ ​​​ ‍​‌‍​‌‌‍‌​‌‍‌‍‌‍​‌​ ​ ‌‍​‍​ ‌ ​ ‌ ​‍‌‌​ ​‍​ ​‍​‍‌‌​ ‌‌‌​‌​​‍ ‍‌‍​ ‌‍‍​‌‍‍‌‌‍ ​‌‍‌​‌ ​‍‌‍‌‌‌‍ ‍​‍‌‌​ ‌‌‌​​‍‌‌ ‌‍‍ ‌‍‌‌‌ ‍‌​‍‌‌​ ​ ‌​‌​​‍‌‌​ ​ ‌​‌​​‍‌‌​ ​‍​ ​‍​ ​‌‌‍‌‍​ ‍​‌‍‌​​ ​‌‌‍​‍​ ​​‌‍​ ‌‍‌‌‌‍​‌​ ‍‌‌‍‌​​‍‌‌​ ​‍​ ​‍​‍‌‌​ ‌‌‌​‌​​‍ ‍‌ ‌​‌‍‌‌‌ ‍​‌ ‌​​ ‌‍​‍‌‍​‌‌ ​ ‌‍‌‌‌‌‌‌‌ ​‍‌‍ ​​ ‌‌‍‍​‌ ‌​‌ ‌​‌ ​​‌ ​ ​‍‌‌​ ​ ‌​​‌​‍‌‌​ ​‍‌​‌‍​‍‌‌​ ​‍‌​‌‍‌ ‌​‌ ‌‌​‍ ‍‌ ​ ‌‍​‌‌‍ ‍‌‍‍‌‌ ‌​‌ ‍‌​‍ ‍‌ ​ ‌ ‌​‌ ‌‌‌‍‌​‌‍‍‌‌‍ ​‍‌‍‌‍‍‌‌‍‌​​ ‌‌ ​​‌‍​‌‌‍‌ ‌‍‌‌​‍ ‌‌ ‌​‌‍‍‌‌‍ ​‌ ​ ‌‍‍ ‌ ‌‌‌‍‌​​‍ ‌‌ ‌​‌‍‍‌‌‍ ​​‍ ‌‌ ‌‍‌‍‍‌‌ ​‍‌‍‍ ‌ ​ ‌‍ ‌‍ ‌‌‍‍​‌‍‌‌‌‍‌​‌‍‌‌‌ ​‍​‍‌‍‌ ‌​‌ ‍‌‌ ​​‌‍‌‌​ ‌‌ ​​‌‍​‌‌‍‌ ‌‍‌‌​‍‌‍‌ ​​‌‍​‌‌ ‌​‌‍‍​​ ‌‌ ​ ‌‍‌‌‌‍​ ‌ ‌​‌‍‍‌‌‍ ‌‍ ‍‌ ​ ​‍‌‌​ ‌‌‌​​‍‌‌ ‌‍‍ ‌‍‌‌‌ ‍‌​‍‌‌​ ​ ‌​‌​​‍‌‌​ ​ ‌​‌​​‍‌‌​ ​‍​ ​‍‌‍‌‌​ ​ ​ ​‍​ ​‌‌‍​ ‌‍​ ​ ​‌​ ‌‍​ ‌​‌‍​ ​ ​‌​ ​‌​‍‌‌​ ​‍​ ​‍​‍‌‌​ ‌‌‌​‌​​‍ ‍‌‍​ ‌‍ ‌‍ ‍‌ ‌​‌‍‌‌‌‍ ‍‌ ‌​​‍‌‌​ ‌‌‌​​‍‌‌ ‌‍‍ ‌‍‌‌‌ ‍‌​‍‌‌​ ​ ‌​‌​​‍‌‌​ ​ ‌​‌​​‍‌‌​ ​‍​ ​‍​ ‌ ​ ‍‌‌‍​‍​ ‌ ​ ‌​‌‍‌​​ ​ ​ ‌‌​ ‌‌‌‍​‍​ ​​​ ‌​​‍‌‌​ ​‍​ ​‍​‍‌‌​ ‌‌‌​‌​​‍ ‍‌‍​‍‌‍ ​‌‍ ‌‍​ ‌‍‍ ‌ ​ ​‍‌‌​ ‌‌‌​​‍‌‌ ‌‍‍ ‌‍‌‌‌ ‍‌​‍‌‌​ ​ ‌​‌​​‍‌‌​ ​ ‌​‌​​‍‌‌​ ​‍​ ​‍​ ‌‌​ ‌ ​ ​‌​ ​‌‌‍​ ‌‍‌‌‌‍​‌​ ‌‍‌‍‌‌‌‍‌​​ ‍​​ ‌ ​‍‌‌​ ​‍​ ​‍​‍‌‌​ ‌‌‌​‌​​‍ ‍‌‍​‍‌‍ ‌‍‌​‌ ‍‌​‍‌‌​ ‌‌‌​​‍‌‌ ‌‍‍ ‌‍‌‌‌ ‍‌​‍‌‌​ ​ ‌​‌​​‍‌‌​ ​ ‌​‌​​‍‌‌​ ​‍​ ​‍​ ‍‌‌‍‌‍​ ​​​ ‍​‌‍​‌‌‍‌​‌‍‌‍‌‍​‌​ ​ ‌‍​‍​ ‌ ​ ‌ ​‍‌‌​ ​‍​ ​‍​‍‌‌​ ‌‌‌​‌​​‍ ‍‌‍​ ‌‍‍​‌‍‍‌‌‍ ​‌‍‌​‌ ​‍‌‍‌‌‌‍ ‍​‍‌‌​ ‌‌‌​​‍‌‌ ‌‍‍ ‌‍‌‌‌ ‍‌​‍‌‌​ ​ ‌​‌​​‍‌‌​ ​ ‌​‌​​‍‌‌​ ​‍​ ​‍​ ​‌‌‍‌‍​ ‍​‌‍‌​​ ​‌‌‍​‍​ ​​‌‍​ ‌‍‌‌‌‍​‌​ ‍‌‌‍‌​​‍‌‌​ ​‍​ ​‍​‍‌‌​ ‌‌‌​‌​​‍ ‍‌ ‌​‌‍‌‌‌ ‍​‌ ‌​​‍‌‍‌ ​​‌‍‌‌‌ ​‍‌ ​ ‌ ​​‌‍‌‌‌‍​ ‌ ‌​‌‍‍‌‌ ‌‍‌‍‌‌​ ‌‌ ​​‌ ‌‌‌‍​‍‌‍ ​‌‍‍‌‌ ​ ‌‍‍​‌‍‌‌‌‍‌​​‍​‍‌ ‌
Virksomheden skal være medlem af ATL*.​​​​‌ ‍ ​‍​‍‌‍ ‌ ​‍‌‍‍‌‌‍‌ ‌‍‍‌‌‍ ‍​‍​‍​ ‍‍​‍​‍‌ ​ ‌‍​‌‌‍ ‍‌‍‍‌‌ ‌​‌ ‍‌​‍ ‍‌‍‍‌‌‍ ​‍​‍​‍ ​​‍​‍‌‍‍​‌ ​‍‌‍‌‌‌‍‌‍​‍​‍​ ‍‍​‍​‍‌‍‍​‌ ‌​‌ ‌​‌ ​​‌ ​ ​ ‍‍​‍ ​‍ ‌ ‌​‌ ‌‌​‍ ‍‌ ​ ‌‍​‌‌‍ ‍‌‍‍‌‌ ‌​‌ ‍‌​‍ ‍‌ ​ ‌ ‌​‌ ‌‌‌‍‌​‌‍‍‌‌‍ ​‍ ‌‍‍‌‌‍ ‍‌ ‌​‌‍‌‌‌‍ ‍‌ ‌​​‍ ‌‍‌‌‌‍‌​‌‍‍‌‌ ‌​​‍ ‌‍ ‌‌‍ ‌‍‌​‌‍‌‌​ ‌‌ ​​‌ ​‍‌‍‌‌‌ ​ ‌‍‌‌‌‍ ‍‌ ‌​‌‍​‌‌ ‌​‌‍‍‌‌‍ ‌‍ ‍​ ‍ ‌‍‍‌‌‍‌​​ ‌‌ ​​‌‍​‌‌‍‌ ‌‍‌‌​‍ ‌‌ ‌​‌‍‍‌‌‍ ​‌ ​ ‌‍‍ ‌ ‌‌‌‍‌​​‍ ‌‌ ‌​‌‍‍‌‌‍ ​​‍ ‌‌ ‌‍‌‍‍‌‌ ​‍‌‍‍ ‌ ​ ‌‍ ‌‍ ‌‌‍‍​‌‍‌‌‌‍‌​‌‍‌‌‌ ​‍​ ‍ ‌ ‌​‌ ‍‌‌ ​​‌‍‌‌​ ‌‌ ​​‌‍​‌‌‍‌ ‌‍‌‌​ ‍ ‌ ​​‌‍​‌‌ ‌​‌‍‍​​ ‌‌ ​ ‌‍‌‌‌‍​ ‌ ‌​‌‍‍‌‌‍ ‌‍ ‍‌ ​ ​‍‌‌​ ‌‌‌​​‍‌‌ ‌‍‍ ‌‍‌‌‌ ‍‌​‍‌‌​ ​ ‌​‌​​‍‌‌​ ​ ‌​‌​​‍‌‌​ ​‍​ ​‍‌‍‌‌​ ​ ​ ​‍​ ​‌‌‍​ ‌‍​ ​ ​‌​ ‌‍​ ‌​‌‍​ ​ ​‌​ ​‌​‍‌‌​ ​‍​ ​‍​‍‌‌​ ‌‌‌​‌​​‍ ‍‌‍​ ‌‍ ‌‍ ‍‌ ‌​‌‍‌‌‌‍ ‍‌ ‌​​‍‌‌​ ‌‌‌​​‍‌‌ ‌‍‍ ‌‍‌‌‌ ‍‌​‍‌‌​ ​ ‌​‌​​‍‌‌​ ​ ‌​‌​​‍‌‌​ ​‍​ ​‍​ ‌ ​ ‍‌‌‍​‍​ ‌ ​ ‌​‌‍‌​​ ​ ​ ‌‌​ ‌‌‌‍​‍​ ​​​ ‌​​‍‌‌​ ​‍​ ​‍​‍‌‌​ ‌‌‌​‌​​‍ ‍‌‍​‍‌‍ ​‌‍ ‌‍​ ‌‍‍ ‌ ​ ​‍‌‌​ ‌‌‌​​‍‌‌ ‌‍‍ ‌‍‌‌‌ ‍‌​‍‌‌​ ​ ‌​‌​​‍‌‌​ ​ ‌​‌​​‍‌‌​ ​‍​ ​‍​ ‌‌​ ‌ ​ ​‌​ ​‌‌‍​ ‌‍‌‌‌‍​‌​ ‌‍‌‍‌‌‌‍‌​​ ‍​​ ‌ ​‍‌‌​ ​‍​ ​‍​‍‌‌​ ‌‌‌​‌​​‍ ‍‌‍​‍‌‍ ‌‍‌​‌ ‍‌​‍‌‌​ ‌‌‌​​‍‌‌ ‌‍‍ ‌‍‌‌‌ ‍‌​‍‌‌​ ​ ‌​‌​​‍‌‌​ ​ ‌​‌​​‍‌‌​ ​‍​ ​‍​ ‍​​ ‌​​ ​ ‌‍‌​​ ​ ​ ‌​​ ​‌​ ‍​‌‍​‌​ ​‍​ ‌‍‌‍​‍​‍‌‌​ ​‍​ ​‍​‍‌‌​ ‌‌‌​‌​​‍ ‍‌‍​ ‌‍‍​‌‍‍‌‌‍ ​‌‍‌​‌ ​‍‌‍‌‌‌‍ ‍​‍‌‌​ ‌‌‌​​‍‌‌ ‌‍‍ ‌‍‌‌‌ ‍‌​‍‌‌​ ​ ‌​‌​​‍‌‌​ ​ ‌​‌​​‍‌‌​ ​‍​ ​‍‌‍‌‌‌‍​‌‌‍‌‍​ ‍‌​ ‍‌​ ‌ ​ ​​‌‍‌‌‌‍​‍​ ​‌‌‍​‍​ ‌‌​‍‌‌​ ​‍​ ​‍​‍‌‌​ ‌‌‌​‌​​‍ ‍‌ ‌​‌‍‌‌‌ ‍​‌ ‌​​ ‌‍​‍‌‍​‌‌ ​ ‌‍‌‌‌‌‌‌‌ ​‍‌‍ ​​ ‌‌‍‍​‌ ‌​‌ ‌​‌ ​​‌ ​ ​‍‌‌​ ​ ‌​​‌​‍‌‌​ ​‍‌​‌‍​‍‌‌​ ​‍‌​‌‍‌ ‌​‌ ‌‌​‍ ‍‌ ​ ‌‍​‌‌‍ ‍‌‍‍‌‌ ‌​‌ ‍‌​‍ ‍‌ ​ ‌ ‌​‌ ‌‌‌‍‌​‌‍‍‌‌‍ ​‍‌‍‌‍‍‌‌‍‌​​ ‌‌ ​​‌‍​‌‌‍‌ ‌‍‌‌​‍ ‌‌ ‌​‌‍‍‌‌‍ ​‌ ​ ‌‍‍ ‌ ‌‌‌‍‌​​‍ ‌‌ ‌​‌‍‍‌‌‍ ​​‍ ‌‌ ‌‍‌‍‍‌‌ ​‍‌‍‍ ‌ ​ ‌‍ ‌‍ ‌‌‍‍​‌‍‌‌‌‍‌​‌‍‌‌‌ ​‍​‍‌‍‌ ‌​‌ ‍‌‌ ​​‌‍‌‌​ ‌‌ ​​‌‍​‌‌‍‌ ‌‍‌‌​‍‌‍‌ ​​‌‍​‌‌ ‌​‌‍‍​​ ‌‌ ​ ‌‍‌‌‌‍​ ‌ ‌​‌‍‍‌‌‍ ‌‍ ‍‌ ​ ​‍‌‌​ ‌‌‌​​‍‌‌ ‌‍‍ ‌‍‌‌‌ ‍‌​‍‌‌​ ​ ‌​‌​​‍‌‌​ ​ ‌​‌​​‍‌‌​ ​‍​ ​‍‌‍‌‌​ ​ ​ ​‍​ ​‌‌‍​ ‌‍​ ​ ​‌​ ‌‍​ ‌​‌‍​ ​ ​‌​ ​‌​‍‌‌​ ​‍​ ​‍​‍‌‌​ ‌‌‌​‌​​‍ ‍‌‍​ ‌‍ ‌‍ ‍‌ ‌​‌‍‌‌‌‍ ‍‌ ‌​​‍‌‌​ ‌‌‌​​‍‌‌ ‌‍‍ ‌‍‌‌‌ ‍‌​‍‌‌​ ​ ‌​‌​​‍‌‌​ ​ ‌​‌​​‍‌‌​ ​‍​ ​‍​ ‌ ​ ‍‌‌‍​‍​ ‌ ​ ‌​‌‍‌​​ ​ ​ ‌‌​ ‌‌‌‍​‍​ ​​​ ‌​​‍‌‌​ ​‍​ ​‍​‍‌‌​ ‌‌‌​‌​​‍ ‍‌‍​‍‌‍ ​‌‍ ‌‍​ ‌‍‍ ‌ ​ ​‍‌‌​ ‌‌‌​​‍‌‌ ‌‍‍ ‌‍‌‌‌ ‍‌​‍‌‌​ ​ ‌​‌​​‍‌‌​ ​ ‌​‌​​‍‌‌​ ​‍​ ​‍​ ‌‌​ ‌ ​ ​‌​ ​‌‌‍​ ‌‍‌‌‌‍​‌​ ‌‍‌‍‌‌‌‍‌​​ ‍​​ ‌ ​‍‌‌​ ​‍​ ​‍​‍‌‌​ ‌‌‌​‌​​‍ ‍‌‍​‍‌‍ ‌‍‌​‌ ‍‌​‍‌‌​ ‌‌‌​​‍‌‌ ‌‍‍ ‌‍‌‌‌ ‍‌​‍‌‌​ ​ ‌​‌​​‍‌‌​ ​ ‌​‌​​‍‌‌​ ​‍​ ​‍​ ‍​​ ‌​​ ​ ‌‍‌​​ ​ ​ ‌​​ ​‌​ ‍​‌‍​‌​ ​‍​ ‌‍‌‍​‍​‍‌‌​ ​‍​ ​‍​‍‌‌​ ‌‌‌​‌​​‍ ‍‌‍​ ‌‍‍​‌‍‍‌‌‍ ​‌‍‌​‌ ​‍‌‍‌‌‌‍ ‍​‍‌‌​ ‌‌‌​​‍‌‌ ‌‍‍ ‌‍‌‌‌ ‍‌​‍‌‌​ ​ ‌​‌​​‍‌‌​ ​ ‌​‌​​‍‌‌​ ​‍​ ​‍‌‍‌‌‌‍​‌‌‍‌‍​ ‍‌​ ‍‌​ ‌ ​ ​​‌‍‌‌‌‍​‍​ ​‌‌‍​‍​ ‌‌​‍‌‌​ ​‍​ ​‍​‍‌‌​ ‌‌‌​‌​​‍ ‍‌ ‌​‌‍‌‌‌ ‍​‌ ‌​​‍‌‍‌ ​​‌‍‌‌‌ ​‍‌ ​ ‌ ​​‌‍‌‌‌‍​ ‌ ‌​‌‍‍‌‌ ‌‍‌‍‌‌​ ‌‌ ​​‌ ‌‌‌‍​‍‌‍ ​‌‍‍‌‌ ​ ‌‍‍​‌‍‌‌‌‍‌​​‍​‍‌ ‌
Lærlingen skal gennemgå en erhvervsfaglig
grunduddannelse inden for transportområdet, der bliver
afsluttet med et svendebrev (EUD- eller EUV-elever).​​​​‌ ‍ ​‍​‍‌‍ ‌ ​‍‌‍‍‌‌‍‌ ‌‍‍‌‌‍ ‍​‍​‍​ ‍‍​‍​‍‌ ​ ‌‍​‌‌‍ ‍‌‍‍‌‌ ‌​‌ ‍‌​‍ ‍‌‍‍‌‌‍ ​‍​‍​‍ ​​‍​‍‌‍‍​‌ ​‍‌‍‌‌‌‍‌‍​‍​‍​ ‍‍​‍​‍‌‍‍​‌ ‌​‌ ‌​‌ ​​‌ ​ ​ ‍‍​‍ ​‍ ‌ ‌​‌ ‌‌​‍ ‍‌ ​ ‌‍​‌‌‍ ‍‌‍‍‌‌ ‌​‌ ‍‌​‍ ‍‌ ​ ‌ ‌​‌ ‌‌‌‍‌​‌‍‍‌‌‍ ​‍ ‌‍‍‌‌‍ ‍‌ ‌​‌‍‌‌‌‍ ‍‌ ‌​​‍ ‌‍‌‌‌‍‌​‌‍‍‌‌ ‌​​‍ ‌‍ ‌‌‍ ‌‍‌​‌‍‌‌​ ‌‌ ​​‌ ​‍‌‍‌‌‌ ​ ‌‍‌‌‌‍ ‍‌ ‌​‌‍​‌‌ ‌​‌‍‍‌‌‍ ‌‍ ‍​ ‍ ‌‍‍‌‌‍‌​​ ‌‌ ​​‌‍​‌‌‍‌ ‌‍‌‌​‍ ‌‌ ‌​‌‍‍‌‌‍ ​‌ ​ ‌‍‍ ‌ ‌‌‌‍‌​​‍ ‌‌ ‌​‌‍‍‌‌‍ ​​‍ ‌‌ ‌‍‌‍‍‌‌ ​‍‌‍‍ ‌ ​ ‌‍ ‌‍ ‌‌‍‍​‌‍‌‌‌‍‌​‌‍‌‌‌ ​‍​ ‍ ‌ ‌​‌ ‍‌‌ ​​‌‍‌‌​ ‌‌ ​​‌‍​‌‌‍‌ ‌‍‌‌​ ‍ ‌ ​​‌‍​‌‌ ‌​‌‍‍​​ ‌‌ ​ ‌‍‌‌‌‍​ ‌ ‌​‌‍‍‌‌‍ ‌‍ ‍‌ ​ ​‍‌‌​ ‌‌‌​​‍‌‌ ‌‍‍ ‌‍‌‌‌ ‍‌​‍‌‌​ ​ ‌​‌​​‍‌‌​ ​ ‌​‌​​‍‌‌​ ​‍​ ​‍‌‍‌‌​ ​ ​ ​‍​ ​‌‌‍​ ‌‍​ ​ ​‌​ ‌‍​ ‌​‌‍​ ​ ​‌​ ​‌​‍‌‌​ ​‍​ ​‍​‍‌‌​ ‌‌‌​‌​​‍ ‍‌‍​ ‌‍ ‌‍ ‍‌ ‌​‌‍‌‌‌‍ ‍‌ ‌​​‍‌‌​ ‌‌‌​​‍‌‌ ‌‍‍ ‌‍‌‌‌ ‍‌​‍‌‌​ ​ ‌​‌​​‍‌‌​ ​ ‌​‌​​‍‌‌​ ​‍​ ​‍​ ‌ ​ ‍‌‌‍​‍​ ‌ ​ ‌​‌‍‌​​ ​ ​ ‌‌​ ‌‌‌‍​‍​ ​​​ ‌​​‍‌‌​ ​‍​ ​‍​‍‌‌​ ‌‌‌​‌​​‍ ‍‌‍​‍‌‍ ​‌‍ ‌‍​ ‌‍‍ ‌ ​ ​‍‌‌​ ‌‌‌​​‍‌‌ ‌‍‍ ‌‍‌‌‌ ‍‌​‍‌‌​ ​ ‌​‌​​‍‌‌​ ​ ‌​‌​​‍‌‌​ ​‍​ ​‍​ ‌‌​ ‌ ​ ​‌​ ​‌‌‍​ ‌‍‌‌‌‍​‌​ ‌‍‌‍‌‌‌‍‌​​ ‍​​ ‌ ​‍‌‌​ ​‍​ ​‍​‍‌‌​ ‌‌‌​‌​​‍ ‍‌‍​‍‌‍ ‌‍‌​‌ ‍‌​‍‌‌​ ‌‌‌​​‍‌‌ ‌‍‍ ‌‍‌‌‌ ‍‌​‍‌‌​ ​ ‌​‌​​‍‌‌​ ​ ‌​‌​​‍‌‌​ ​‍​ ​‍‌‍​‌​ ​ ‌‍‌​​ ‌‌​ ​‌​ ​‍‌‍​‍​ ​‌​ ‍​‌‍‌‍​ ‌ ​ ‌‍​‍‌‌​ ​‍​ ​‍​‍‌‌​ ‌‌‌​‌​​‍ ‍‌‍​ ‌‍‍​‌‍‍‌‌‍ ​‌‍‌​‌ ​‍‌‍‌‌‌‍ ‍​‍‌‌​ ‌‌‌​​‍‌‌ ‌‍‍ ‌‍‌‌‌ ‍‌​‍‌‌​ ​ ‌​‌​​‍‌‌​ ​ ‌​‌​​‍‌‌​ ​‍​ ​‍‌‍​ ​ ‌ ​ ​‌​ ‌ ‌‍​‍​ ​​​ ‍​‌‍‌‌​ ​‌​ ‌​​ ‌​​ ​ ​‍‌‌​ ​‍​ ​‍​‍‌‌​ ‌‌‌​‌​​‍ ‍‌ ‌​‌‍‌‌‌ ‍​‌ ‌​​ ‌‍​‍‌‍​‌‌ ​ ‌‍‌‌‌‌‌‌‌ ​‍‌‍ ​​ ‌‌‍‍​‌ ‌​‌ ‌​‌ ​​‌ ​ ​‍‌‌​ ​ ‌​​‌​‍‌‌​ ​‍‌​‌‍​‍‌‌​ ​‍‌​‌‍‌ ‌​‌ ‌‌​‍ ‍‌ ​ ‌‍​‌‌‍ ‍‌‍‍‌‌ ‌​‌ ‍‌​‍ ‍‌ ​ ‌ ‌​‌ ‌‌‌‍‌​‌‍‍‌‌‍ ​‍‌‍‌‍‍‌‌‍‌​​ ‌‌ ​​‌‍​‌‌‍‌ ‌‍‌‌​‍ ‌‌ ‌​‌‍‍‌‌‍ ​‌ ​ ‌‍‍ ‌ ‌‌‌‍‌​​‍ ‌‌ ‌​‌‍‍‌‌‍ ​​‍ ‌‌ ‌‍‌‍‍‌‌ ​‍‌‍‍ ‌ ​ ‌‍ ‌‍ ‌‌‍‍​‌‍‌‌‌‍‌​‌‍‌‌‌ ​‍​‍‌‍‌ ‌​‌ ‍‌‌ ​​‌‍‌‌​ ‌‌ ​​‌‍​‌‌‍‌ ‌‍‌‌​‍‌‍‌ ​​‌‍​‌‌ ‌​‌‍‍​​ ‌‌ ​ ‌‍‌‌‌‍​ ‌ ‌​‌‍‍‌‌‍ ‌‍ ‍‌ ​ ​‍‌‌​ ‌‌‌​​‍‌‌ ‌‍‍ ‌‍‌‌‌ ‍‌​‍‌‌​ ​ ‌​‌​​‍‌‌​ ​ ‌​‌​​‍‌‌​ ​‍​ ​‍‌‍‌‌​ ​ ​ ​‍​ ​‌‌‍​ ‌‍​ ​ ​‌​ ‌‍​ ‌​‌‍​ ​ ​‌​ ​‌​‍‌‌​ ​‍​ ​‍​‍‌‌​ ‌‌‌​‌​​‍ ‍‌‍​ ‌‍ ‌‍ ‍‌ ‌​‌‍‌‌‌‍ ‍‌ ‌​​‍‌‌​ ‌‌‌​​‍‌‌ ‌‍‍ ‌‍‌‌‌ ‍‌​‍‌‌​ ​ ‌​‌​​‍‌‌​ ​ ‌​‌​​‍‌‌​ ​‍​ ​‍​ ‌ ​ ‍‌‌‍​‍​ ‌ ​ ‌​‌‍‌​​ ​ ​ ‌‌​ ‌‌‌‍​‍​ ​​​ ‌​​‍‌‌​ ​‍​ ​‍​‍‌‌​ ‌‌‌​‌​​‍ ‍‌‍​‍‌‍ ​‌‍ ‌‍​ ‌‍‍ ‌ ​ ​‍‌‌​ ‌‌‌​​‍‌‌ ‌‍‍ ‌‍‌‌‌ ‍‌​‍‌‌​ ​ ‌​‌​​‍‌‌​ ​ ‌​‌​​‍‌‌​ ​‍​ ​‍​ ‌‌​ ‌ ​ ​‌​ ​‌‌‍​ ‌‍‌‌‌‍​‌​ ‌‍‌‍‌‌‌‍‌​​ ‍​​ ‌ ​‍‌‌​ ​‍​ ​‍​‍‌‌​ ‌‌‌​‌​​‍ ‍‌‍​‍‌‍ ‌‍‌​‌ ‍‌​‍‌‌​ ‌‌‌​​‍‌‌ ‌‍‍ ‌‍‌‌‌ ‍‌​‍‌‌​ ​ ‌​‌​​‍‌‌​ ​ ‌​‌​​‍‌‌​ ​‍​ ​‍‌‍​‌​ ​ ‌‍‌​​ ‌‌​ ​‌​ ​‍‌‍​‍​ ​‌​ ‍​‌‍‌‍​ ‌ ​ ‌‍​‍‌‌​ ​‍​ ​‍​‍‌‌​ ‌‌‌​‌​​‍ ‍‌‍​ ‌‍‍​‌‍‍‌‌‍ ​‌‍‌​‌ ​‍‌‍‌‌‌‍ ‍​‍‌‌​ ‌‌‌​​‍‌‌ ‌‍‍ ‌‍‌‌‌ ‍‌​‍‌‌​ ​ ‌​‌​​‍‌‌​ ​ ‌​‌​​‍‌‌​ ​‍​ ​‍‌‍​ ​ ‌ ​ ​‌​ ‌ ‌‍​‍​ ​​​ ‍​‌‍‌‌​ ​‌​ ‌​​ ‌​​ ​ ​‍‌‌​ ​‍​ ​‍​‍‌‌​ ‌‌‌​‌​​‍ ‍‌ ‌​‌‍‌‌‌ ‍​‌ ‌​​‍‌‍‌ ​​‌‍‌‌‌ ​‍‌ ​ ‌ ​​‌‍‌‌‌‍​ ‌ ‌​‌‍‍‌‌ ‌‍‌‍‌‌​ ‌‌ ​​‌ ‌‌‌‍​‍‌‍ ​‌‍‍‌‌ ​ ‌‍‍​‌‍‌‌‌‍‌​​‍​‍‌ ‌
Lærlingebonus, studieturs- og svendeprøvegebyrsrefusion
kan søges, når lærlingen er færdiguddannet.​​​​‌ ‍ ​‍​‍‌‍ ‌ ​‍‌‍‍‌‌‍‌ ‌‍‍‌‌‍ ‍​‍​‍​ ‍‍​‍​‍‌ ​ ‌‍​‌‌‍ ‍‌‍‍‌‌ ‌​‌ ‍‌​‍ ‍‌‍‍‌‌‍ ​‍​‍​‍ ​​‍​‍‌‍‍​‌ ​‍‌‍‌‌‌‍‌‍​‍​‍​ ‍‍​‍​‍‌‍‍​‌ ‌​‌ ‌​‌ ​​‌ ​ ​ ‍‍​‍ ​‍ ‌ ‌​‌ ‌‌​‍ ‍‌ ​ ‌‍​‌‌‍ ‍‌‍‍‌‌ ‌​‌ ‍‌​‍ ‍‌ ​ ‌ ‌​‌ ‌‌‌‍‌​‌‍‍‌‌‍ ​‍ ‌‍‍‌‌‍ ‍‌ ‌​‌‍‌‌‌‍ ‍‌ ‌​​‍ ‌‍‌‌‌‍‌​‌‍‍‌‌ ‌​​‍ ‌‍ ‌‌‍ ‌‍‌​‌‍‌‌​ ‌‌ ​​‌ ​‍‌‍‌‌‌ ​ ‌‍‌‌‌‍ ‍‌ ‌​‌‍​‌‌ ‌​‌‍‍‌‌‍ ‌‍ ‍​ ‍ ‌‍‍‌‌‍‌​​ ‌‌ ​​‌‍​‌‌‍‌ ‌‍‌‌​‍ ‌‌ ‌​‌‍‍‌‌‍ ​‌ ​ ‌‍‍ ‌ ‌‌‌‍‌​​‍ ‌‌ ‌​‌‍‍‌‌‍ ​​‍ ‌‌ ‌‍‌‍‍‌‌ ​‍‌‍‍ ‌ ​ ‌‍ ‌‍ ‌‌‍‍​‌‍‌‌‌‍‌​‌‍‌‌‌ ​‍​ ‍ ‌ ‌​‌ ‍‌‌ ​​‌‍‌‌​ ‌‌ ​​‌‍​‌‌‍‌ ‌‍‌‌​ ‍ ‌ ​​‌‍​‌‌ ‌​‌‍‍​​ ‌‌ ​ ‌‍‌‌‌‍​ ‌ ‌​‌‍‍‌‌‍ ‌‍ ‍‌ ​ ​‍‌‌​ ‌‌‌​​‍‌‌ ‌‍‍ ‌‍‌‌‌ ‍‌​‍‌‌​ ​ ‌​‌​​‍‌‌​ ​ ‌​‌​​‍‌‌​ ​‍​ ​‍‌‍‌‌​ ​ ​ ​‍​ ​‌‌‍​ ‌‍​ ​ ​‌​ ‌‍​ ‌​‌‍​ ​ ​‌​ ​‌​‍‌‌​ ​‍​ ​‍​‍‌‌​ ‌‌‌​‌​​‍ ‍‌‍​ ‌‍ ‌‍ ‍‌ ‌​‌‍‌‌‌‍ ‍‌ ‌​​‍‌‌​ ‌‌‌​​‍‌‌ ‌‍‍ ‌‍‌‌‌ ‍‌​‍‌‌​ ​ ‌​‌​​‍‌‌​ ​ ‌​‌​​‍‌‌​ ​‍​ ​‍​ ‌ ​ ‍‌‌‍​‍​ ‌ ​ ‌​‌‍‌​​ ​ ​ ‌‌​ ‌‌‌‍​‍​ ​​​ ‌​​‍‌‌​ ​‍​ ​‍​‍‌‌​ ‌‌‌​‌​​‍ ‍‌‍​‍‌‍ ​‌‍ ‌‍​ ‌‍‍ ‌ ​ ​‍‌‌​ ‌‌‌​​‍‌‌ ‌‍‍ ‌‍‌‌‌ ‍‌​‍‌‌​ ​ ‌​‌​​‍‌‌​ ​ ‌​‌​​‍‌‌​ ​‍​ ​‍​ ‌‌​ ‌ ​ ​‌​ ​‌‌‍​ ‌‍‌‌‌‍​‌​ ‌‍‌‍‌‌‌‍‌​​ ‍​​ ‌ ​‍‌‌​ ​‍​ ​‍​‍‌‌​ ‌‌‌​‌​​‍ ‍‌‍​‍‌‍ ‌‍‌​‌ ‍‌​‍‌‌​ ‌‌‌​​‍‌‌ ‌‍‍ ‌‍‌‌‌ ‍‌​‍‌‌​ ​ ‌​‌​​‍‌‌​ ​ ‌​‌​​‍‌‌​ ​‍​ ​‍​ ‌‌​ ‌ ‌‍‌‌‌‍‌‍‌‍‌‍‌‍‌‍​ ​ ‌‍‌‍​ ‌ ​ ‌‍‌‍​‍​ ‌‌​‍‌‌​ ​‍​ ​‍​‍‌‌​ ‌‌‌​‌​​‍ ‍‌‍​ ‌‍‍​‌‍‍‌‌‍ ​‌‍‌​‌ ​‍‌‍‌‌‌‍ ‍​‍‌‌​ ‌‌‌​​‍‌‌ ‌‍‍ ‌‍‌‌‌ ‍‌​‍‌‌​ ​ ‌​‌​​‍‌‌​ ​ ‌​‌​​‍‌‌​ ​‍​ ​‍‌‍​‍‌‍​‌‌‍​ ​ ​​‌‍​ ​ ‍​​ ‍‌​ ‌ ‌‍​‌‌‍​ ​ ​​‌‍‌‍​‍‌‌​ ​‍​ ​‍​‍‌‌​ ‌‌‌​‌​​‍ ‍‌ ‌​‌‍‌‌‌ ‍​‌ ‌​​ ‌‍​‍‌‍​‌‌ ​ ‌‍‌‌‌‌‌‌‌ ​‍‌‍ ​​ ‌‌‍‍​‌ ‌​‌ ‌​‌ ​​‌ ​ ​‍‌‌​ ​ ‌​​‌​‍‌‌​ ​‍‌​‌‍​‍‌‌​ ​‍‌​‌‍‌ ‌​‌ ‌‌​‍ ‍‌ ​ ‌‍​‌‌‍ ‍‌‍‍‌‌ ‌​‌ ‍‌​‍ ‍‌ ​ ‌ ‌​‌ ‌‌‌‍‌​‌‍‍‌‌‍ ​‍‌‍‌‍‍‌‌‍‌​​ ‌‌ ​​‌‍​‌‌‍‌ ‌‍‌‌​‍ ‌‌ ‌​‌‍‍‌‌‍ ​‌ ​ ‌‍‍ ‌ ‌‌‌‍‌​​‍ ‌‌ ‌​‌‍‍‌‌‍ ​​‍ ‌‌ ‌‍‌‍‍‌‌ ​‍‌‍‍ ‌ ​ ‌‍ ‌‍ ‌‌‍‍​‌‍‌‌‌‍‌​‌‍‌‌‌ ​‍​‍‌‍‌ ‌​‌ ‍‌‌ ​​‌‍‌‌​ ‌‌ ​​‌‍​‌‌‍‌ ‌‍‌‌​‍‌‍‌ ​​‌‍​‌‌ ‌​‌‍‍​​ ‌‌ ​ ‌‍‌‌‌‍​ ‌ ‌​‌‍‍‌‌‍ ‌‍ ‍‌ ​ ​‍‌‌​ ‌‌‌​​‍‌‌ ‌‍‍ ‌‍‌‌‌ ‍‌​‍‌‌​ ​ ‌​‌​​‍‌‌​ ​ ‌​‌​​‍‌‌​ ​‍​ ​‍‌‍‌‌​ ​ ​ ​‍​ ​‌‌‍​ ‌‍​ ​ ​‌​ ‌‍​ ‌​‌‍​ ​ ​‌​ ​‌​‍‌‌​ ​‍​ ​‍​‍‌‌​ ‌‌‌​‌​​‍ ‍‌‍​ ‌‍ ‌‍ ‍‌ ‌​‌‍‌‌‌‍ ‍‌ ‌​​‍‌‌​ ‌‌‌​​‍‌‌ ‌‍‍ ‌‍‌‌‌ ‍‌​‍‌‌​ ​ ‌​‌​​‍‌‌​ ​ ‌​‌​​‍‌‌​ ​‍​ ​‍​ ‌ ​ ‍‌‌‍​‍​ ‌ ​ ‌​‌‍‌​​ ​ ​ ‌‌​ ‌‌‌‍​‍​ ​​​ ‌​​‍‌‌​ ​‍​ ​‍​‍‌‌​ ‌‌‌​‌​​‍ ‍‌‍​‍‌‍ ​‌‍ ‌‍​ ‌‍‍ ‌ ​ ​‍‌‌​ ‌‌‌​​‍‌‌ ‌‍‍ ‌‍‌‌‌ ‍‌​‍‌‌​ ​ ‌​‌​​‍‌‌​ ​ ‌​‌​​‍‌‌​ ​‍​ ​‍​ ‌‌​ ‌ ​ ​‌​ ​‌‌‍​ ‌‍‌‌‌‍​‌​ ‌‍‌‍‌‌‌‍‌​​ ‍​​ ‌ ​‍‌‌​ ​‍​ ​‍​‍‌‌​ ‌‌‌​‌​​‍ ‍‌‍​‍‌‍ ‌‍‌​‌ ‍‌​‍‌‌​ ‌‌‌​​‍‌‌ ‌‍‍ ‌‍‌‌‌ ‍‌​‍‌‌​ ​ ‌​‌​​‍‌‌​ ​ ‌​‌​​‍‌‌​ ​‍​ ​‍​ ‌‌​ ‌ ‌‍‌‌‌‍‌‍‌‍‌‍‌‍‌‍​ ​ ‌‍‌‍​ ‌ ​ ‌‍‌‍​‍​ ‌‌​‍‌‌​ ​‍​ ​‍​‍‌‌​ ‌‌‌​‌​​‍ ‍‌‍​ ‌‍‍​‌‍‍‌‌‍ ​‌‍‌​‌ ​‍‌‍‌‌‌‍ ‍​‍‌‌​ ‌‌‌​​‍‌‌ ‌‍‍ ‌‍‌‌‌ ‍‌​‍‌‌​ ​ ‌​‌​​‍‌‌​ ​ ‌​‌​​‍‌‌​ ​‍​ ​‍‌‍​‍‌‍​‌‌‍​ ​ ​​‌‍​ ​ ‍​​ ‍‌​ ‌ ‌‍​‌‌‍​ ​ ​​‌‍‌‍​‍‌‌​ ​‍​ ​‍​‍‌‌​ ‌‌‌​‌​​‍ ‍‌ ‌​‌‍‌‌‌ ‍​‌ ‌​​‍‌‍‌ ​​‌‍‌‌‌ ​‍‌ ​ ‌ ​​‌‍‌‌‌‍​ ‌ ‌​‌‍‍‌‌ ‌‍‌‍‌‌​ ‌‌ ​​‌ ‌‌‌‍​‍‌‍ ​‌‍‍‌‌ ​ ‌‍‍​‌‍‌‌‌‍‌​​‍​‍‌ ‌
Ansøgningen skal være indsendt senest 3 år efter, at
lærlingen er færdiguddannet.​​​​‌ ‍ ​‍​‍‌‍ ‌ ​‍‌‍‍‌‌‍‌ ‌‍‍‌‌‍ ‍​‍​‍​ ‍‍​‍​‍‌ ​ ‌‍​‌‌‍ ‍‌‍‍‌‌ ‌​‌ ‍‌​‍ ‍‌‍‍‌‌‍ ​‍​‍​‍ ​​‍​‍‌‍‍​‌ ​‍‌‍‌‌‌‍‌‍​‍​‍​ ‍‍​‍​‍‌‍‍​‌ ‌​‌ ‌​‌ ​​‌ ​ ​ ‍‍​‍ ​‍ ‌ ‌​‌ ‌‌​‍ ‍‌ ​ ‌‍​‌‌‍ ‍‌‍‍‌‌ ‌​‌ ‍‌​‍ ‍‌ ​ ‌ ‌​‌ ‌‌‌‍‌​‌‍‍‌‌‍ ​‍ ‌‍‍‌‌‍ ‍‌ ‌​‌‍‌‌‌‍ ‍‌ ‌​​‍ ‌‍‌‌‌‍‌​‌‍‍‌‌ ‌​​‍ ‌‍ ‌‌‍ ‌‍‌​‌‍‌‌​ ‌‌ ​​‌ ​‍‌‍‌‌‌ ​ ‌‍‌‌‌‍ ‍‌ ‌​‌‍​‌‌ ‌​‌‍‍‌‌‍ ‌‍ ‍​ ‍ ‌‍‍‌‌‍‌​​ ‌‌ ​​‌‍​‌‌‍‌ ‌‍‌‌​‍ ‌‌ ‌​‌‍‍‌‌‍ ​‌ ​ ‌‍‍ ‌ ‌‌‌‍‌​​‍ ‌‌ ‌​‌‍‍‌‌‍ ​​‍ ‌‌ ‌‍‌‍‍‌‌ ​‍‌‍‍ ‌ ​ ‌‍ ‌‍ ‌‌‍‍​‌‍‌‌‌‍‌​‌‍‌‌‌ ​‍​ ‍ ‌ ‌​‌ ‍‌‌ ​​‌‍‌‌​ ‌‌ ​​‌‍​‌‌‍‌ ‌‍‌‌​ ‍ ‌ ​​‌‍​‌‌ ‌​‌‍‍​​ ‌‌ ​ ‌‍‌‌‌‍​ ‌ ‌​‌‍‍‌‌‍ ‌‍ ‍‌ ​ ​‍‌‌​ ‌‌‌​​‍‌‌ ‌‍‍ ‌‍‌‌‌ ‍‌​‍‌‌​ ​ ‌​‌​​‍‌‌​ ​ ‌​‌​​‍‌‌​ ​‍​ ​‍‌‍‌‌​ ​ ​ ​‍​ ​‌‌‍​ ‌‍​ ​ ​‌​ ‌‍​ ‌​‌‍​ ​ ​‌​ ​‌​‍‌‌​ ​‍​ ​‍​‍‌‌​ ‌‌‌​‌​​‍ ‍‌‍​ ‌‍ ‌‍ ‍‌ ‌​‌‍‌‌‌‍ ‍‌ ‌​​‍‌‌​ ‌‌‌​​‍‌‌ ‌‍‍ ‌‍‌‌‌ ‍‌​‍‌‌​ ​ ‌​‌​​‍‌‌​ ​ ‌​‌​​‍‌‌​ ​‍​ ​‍​ ‌ ​ ‍‌‌‍​‍​ ‌ ​ ‌​‌‍‌​​ ​ ​ ‌‌​ ‌‌‌‍​‍​ ​​​ ‌​​‍‌‌​ ​‍​ ​‍​‍‌‌​ ‌‌‌​‌​​‍ ‍‌‍​‍‌‍ ​‌‍ ‌‍​ ‌‍‍ ‌ ​ ​‍‌‌​ ‌‌‌​​‍‌‌ ‌‍‍ ‌‍‌‌‌ ‍‌​‍‌‌​ ​ ‌​‌​​‍‌‌​ ​ ‌​‌​​‍‌‌​ ​‍​ ​‍​ ‌‌​ ‌ ​ ​‌​ ​‌‌‍​ ‌‍‌‌‌‍​‌​ ‌‍‌‍‌‌‌‍‌​​ ‍​​ ‌ ​‍‌‌​ ​‍​ ​‍​‍‌‌​ ‌‌‌​‌​​‍ ‍‌‍​‍‌‍ ‌‍‌​‌ ‍‌​‍‌‌​ ‌‌‌​​‍‌‌ ‌‍‍ ‌‍‌‌‌ ‍‌​‍‌‌​ ​ ‌​‌​​‍‌‌​ ​ ‌​‌​​‍‌‌​ ​‍​ ​‍​ ‍‌‌‍‌‌‌‍​‌​ ‌​‌‍‌​‌‍​‌‌‍​ ​ ‌‌‌‍​‌‌‍​‍‌‍​‌​ ‌‍​‍‌‌​ ​‍​ ​‍​‍‌‌​ ‌‌‌​‌​​‍ ‍‌‍​ ‌‍‍​‌‍‍‌‌‍ ​‌‍‌​‌ ​‍‌‍‌‌‌‍ ‍​‍‌‌​ ‌‌‌​​‍‌‌ ‌‍‍ ‌‍‌‌‌ ‍‌​‍‌‌​ ​ ‌​‌​​‍‌‌​ ​ ‌​‌​​‍‌‌​ ​‍​ ​‍‌‍‌​‌‍​‍‌‍​‍​ ‌‍​ ‌‍​ ‍‌‌‍​‌‌‍‌‍​ ​‍​ ​‍​ ‌‍​ ​ ​‍‌‌​ ​‍​ ​‍​‍‌‌​ ‌‌‌​‌​​‍ ‍‌ ‌​‌‍‌‌‌ ‍​‌ ‌​​ ‌‍​‍‌‍​‌‌ ​ ‌‍‌‌‌‌‌‌‌ ​‍‌‍ ​​ ‌‌‍‍​‌ ‌​‌ ‌​‌ ​​‌ ​ ​‍‌‌​ ​ ‌​​‌​‍‌‌​ ​‍‌​‌‍​‍‌‌​ ​‍‌​‌‍‌ ‌​‌ ‌‌​‍ ‍‌ ​ ‌‍​‌‌‍ ‍‌‍‍‌‌ ‌​‌ ‍‌​‍ ‍‌ ​ ‌ ‌​‌ ‌‌‌‍‌​‌‍‍‌‌‍ ​‍‌‍‌‍‍‌‌‍‌​​ ‌‌ ​​‌‍​‌‌‍‌ ‌‍‌‌​‍ ‌‌ ‌​‌‍‍‌‌‍ ​‌ ​ ‌‍‍ ‌ ‌‌‌‍‌​​‍ ‌‌ ‌​‌‍‍‌‌‍ ​​‍ ‌‌ ‌‍‌‍‍‌‌ ​‍‌‍‍ ‌ ​ ‌‍ ‌‍ ‌‌‍‍​‌‍‌‌‌‍‌​‌‍‌‌‌ ​‍​‍‌‍‌ ‌​‌ ‍‌‌ ​​‌‍‌‌​ ‌‌ ​​‌‍​‌‌‍‌ ‌‍‌‌​‍‌‍‌ ​​‌‍​‌‌ ‌​‌‍‍​​ ‌‌ ​ ‌‍‌‌‌‍​ ‌ ‌​‌‍‍‌‌‍ ‌‍ ‍‌ ​ ​‍‌‌​ ‌‌‌​​‍‌‌ ‌‍‍ ‌‍‌‌‌ ‍‌​‍‌‌​ ​ ‌​‌​​‍‌‌​ ​ ‌​‌​​‍‌‌​ ​‍​ ​‍‌‍‌‌​ ​ ​ ​‍​ ​‌‌‍​ ‌‍​ ​ ​‌​ ‌‍​ ‌​‌‍​ ​ ​‌​ ​‌​‍‌‌​ ​‍​ ​‍​‍‌‌​ ‌‌‌​‌​​‍ ‍‌‍​ ‌‍ ‌‍ ‍‌ ‌​‌‍‌‌‌‍ ‍‌ ‌​​‍‌‌​ ‌‌‌​​‍‌‌ ‌‍‍ ‌‍‌‌‌ ‍‌​‍‌‌​ ​ ‌​‌​​‍‌‌​ ​ ‌​‌​​‍‌‌​ ​‍​ ​‍​ ‌ ​ ‍‌‌‍​‍​ ‌ ​ ‌​‌‍‌​​ ​ ​ ‌‌​ ‌‌‌‍​‍​ ​​​ ‌​​‍‌‌​ ​‍​ ​‍​‍‌‌​ ‌‌‌​‌​​‍ ‍‌‍​‍‌‍ ​‌‍ ‌‍​ ‌‍‍ ‌ ​ ​‍‌‌​ ‌‌‌​​‍‌‌ ‌‍‍ ‌‍‌‌‌ ‍‌​‍‌‌​ ​ ‌​‌​​‍‌‌​ ​ ‌​‌​​‍‌‌​ ​‍​ ​‍​ ‌‌​ ‌ ​ ​‌​ ​‌‌‍​ ‌‍‌‌‌‍​‌​ ‌‍‌‍‌‌‌‍‌​​ ‍​​ ‌ ​‍‌‌​ ​‍​ ​‍​‍‌‌​ ‌‌‌​‌​​‍ ‍‌‍​‍‌‍ ‌‍‌​‌ ‍‌​‍‌‌​ ‌‌‌​​‍‌‌ ‌‍‍ ‌‍‌‌‌ ‍‌​‍‌‌​ ​ ‌​‌​​‍‌‌​ ​ ‌​‌​​‍‌‌​ ​‍​ ​‍​ ‍‌‌‍‌‌‌‍​‌​ ‌​‌‍‌​‌‍​‌‌‍​ ​ ‌‌‌‍​‌‌‍​‍‌‍​‌​ ‌‍​‍‌‌​ ​‍​ ​‍​‍‌‌​ ‌‌‌​‌​​‍ ‍‌‍​ ‌‍‍​‌‍‍‌‌‍ ​‌‍‌​‌ ​‍‌‍‌‌‌‍ ‍​‍‌‌​ ‌‌‌​​‍‌‌ ‌‍‍ ‌‍‌‌‌ ‍‌​‍‌‌​ ​ ‌​‌​​‍‌‌​ ​ ‌​‌​​‍‌‌​ ​‍​ ​‍‌‍‌​‌‍​‍‌‍​‍​ ‌‍​ ‌‍​ ‍‌‌‍​‌‌‍‌‍​ ​‍​ ​‍​ ‌‍​ ​ ​‍‌‌​ ​‍​ ​‍​‍‌‌​ ‌‌‌​‌​​‍ ‍‌ ‌​‌‍‌‌‌ ‍​‌ ‌​​‍‌‍‌ ​​‌‍‌‌‌ ​‍‌ ​ ‌ ​​‌‍‌‌‌‍​ ‌ ‌​‌‍‍‌‌ ‌‍‌‍‌‌​ ‌‌ ​​‌ ‌‌‌‍​‍‌‍ ​‌‍‍‌‌ ​ ‌‍‍​‌‍‌‌‌‍‌​​‍​‍‌ ‌
*Gælder også virksomheder, der har tiltrådt Transport- og
Logistikoverenskomst, indgået mellem DI Overenskomst I (ATL)
og 3F Fagligt Fælles Forbund, Transportgruppen.​​​​‌ ‍ ​‍​‍‌‍ ‌ ​‍‌‍‍‌‌‍‌ ‌‍‍‌‌‍ ‍​‍​‍​ ‍‍​‍​‍‌ ​ ‌‍​‌‌‍ ‍‌‍‍‌‌ ‌​‌ ‍‌​‍ ‍‌‍‍‌‌‍ ​‍​‍​‍ ​​‍​‍‌‍‍​‌ ​‍‌‍‌‌‌‍‌‍​‍​‍​ ‍‍​‍​‍‌‍‍​‌ ‌​‌ ‌​‌ ​​‌ ​ ​ ‍‍​‍ ​‍ ‌ ‌​‌ ‌‌​‍ ‍‌ ​ ‌‍​‌‌‍ ‍‌‍‍‌‌ ‌​‌ ‍‌​‍ ‍‌ ​ ‌ ‌​‌ ‌‌‌‍‌​‌‍‍‌‌‍ ​‍ ‌‍‍‌‌‍ ‍‌ ‌​‌‍‌‌‌‍ ‍‌ ‌​​‍ ‌‍‌‌‌‍‌​‌‍‍‌‌ ‌​​‍ ‌‍ ‌‌‍ ‌‍‌​‌‍‌‌​ ‌‌ ​​‌ ​‍‌‍‌‌‌ ​ ‌‍‌‌‌‍ ‍‌ ‌​‌‍​‌‌ ‌​‌‍‍‌‌‍ ‌‍ ‍​ ‍ ‌‍‍‌‌‍‌​​ ‌‌ ​​‌‍​‌‌‍‌ ‌‍‌‌​‍ ‌‌ ‌​‌‍‍‌‌‍ ​‌ ​ ‌‍‍ ‌ ‌‌‌‍‌​​‍ ‌‌ ‌​‌‍‍‌‌‍ ​​‍ ‌‌ ‌‍‌‍‍‌‌ ​‍‌‍‍ ‌ ​ ‌‍ ‌‍ ‌‌‍‍​‌‍‌‌‌‍‌​‌‍‌‌‌ ​‍​ ‍ ‌ ‌​‌ ‍‌‌ ​​‌‍‌‌​ ‌‌ ​​‌‍​‌‌‍‌ ‌‍‌‌​ ‍ ‌ ​​‌‍​‌‌ ‌​‌‍‍​​ ‌‌ ​ ‌‍‌‌‌‍​ ‌ ‌​‌‍‍‌‌‍ ‌‍ ‍‌ ​ ​‍‌‌​ ‌‌‌​​‍‌‌ ‌‍‍ ‌‍‌‌‌ ‍‌​‍‌‌​ ​ ‌​‌​​‍‌‌​ ​ ‌​‌​​‍‌‌​ ​‍​ ​‍‌‍‌‌​ ​ ​ ​‍​ ​‌‌‍​ ‌‍​ ​ ​‌​ ‌‍​ ‌​‌‍​ ​ ​‌​ ​‌​‍‌‌​ ​‍​ ​‍​‍‌‌​ ‌‌‌​‌​​‍ ‍‌‍​ ‌‍ ‌‍ ‍‌ ‌​‌‍‌‌‌‍ ‍‌ ‌​​‍‌‌​ ‌‌‌​​‍‌‌ ‌‍‍ ‌‍‌‌‌ ‍‌​‍‌‌​ ​ ‌​‌​​‍‌‌​ ​ ‌​‌​​‍‌‌​ ​‍​ ​‍​ ‌ ​ ‍‌‌‍​‍​ ‌ ​ ‌​‌‍‌​​ ​ ​ ‌‌​ ‌‌‌‍​‍​ ​​​ ‌​​‍‌‌​ ​‍​ ​‍​‍‌‌​ ‌‌‌​‌​​‍ ‍‌‍​‍‌‍ ​‌‍ ‌‍​ ‌‍‍ ‌ ​ ​‍‌‌​ ‌‌‌​​‍‌‌ ‌‍‍ ‌‍‌‌‌ ‍‌​‍‌‌​ ​ ‌​‌​​‍‌‌​ ​ ‌​‌​​‍‌‌​ ​‍​ ​‍​ ‌‌​ ‌ ​ ​‌​ ​‌‌‍​ ‌‍‌‌‌‍​‌​ ‌‍‌‍‌‌‌‍‌​​ ‍​​ ‌ ​‍‌‌​ ​‍​ ​‍​‍‌‌​ ‌‌‌​‌​​‍ ‍‌‍​‍‌‍ ‌‍‌​‌ ‍‌​‍‌‌​ ‌‌‌​​‍‌‌ ‌‍‍ ‌‍‌‌‌ ‍‌​‍‌‌​ ​ ‌​‌​​‍‌‌​ ​ ‌​‌​​‍‌‌​ ​‍​ ​‍‌‍‌​​ ‌ ​ ‌‌​ ‍​​ ​‌​ ​‍‌‍‌‌‌‍‌‍‌‍​ ‌‍‌‍​ ​‌​ ​‍​‍‌‌​ ​‍​ ​‍​‍‌‌​ ‌‌‌​‌​​‍ ‍‌‍​ ‌‍‍​‌‍‍‌‌‍ ​‌‍‌​‌ ​‍‌‍‌‌‌‍ ‍​‍‌‌​ ‌‌‌​​‍‌‌ ‌‍‍ ‌‍‌‌‌ ‍‌​‍‌‌​ ​ ‌​‌​​‍‌‌​ ​ ‌​‌​​‍‌‌​ ​‍​ ​‍​ ‌‍​ ‌​​ ‌ ​ ​‌​ ‌‌​ ​​‌‍‌‌‌‍​ ​ ‌‌‌‍​ ​ ‌‍‌‍‌‌​‍‌‌​ ​‍​ ​‍​‍‌‌​ ‌‌‌​‌​​‍ ‍‌ ‌​‌‍‌‌‌ ‍​‌ ‌​​ ‌‍​‍‌‍​‌‌ ​ ‌‍‌‌‌‌‌‌‌ ​‍‌‍ ​​ ‌‌‍‍​‌ ‌​‌ ‌​‌ ​​‌ ​ ​‍‌‌​ ​ ‌​​‌​‍‌‌​ ​‍‌​‌‍​‍‌‌​ ​‍‌​‌‍‌ ‌​‌ ‌‌​‍ ‍‌ ​ ‌‍​‌‌‍ ‍‌‍‍‌‌ ‌​‌ ‍‌​‍ ‍‌ ​ ‌ ‌​‌ ‌‌‌‍‌​‌‍‍‌‌‍ ​‍‌‍‌‍‍‌‌‍‌​​ ‌‌ ​​‌‍​‌‌‍‌ ‌‍‌‌​‍ ‌‌ ‌​‌‍‍‌‌‍ ​‌ ​ ‌‍‍ ‌ ‌‌‌‍‌​​‍ ‌‌ ‌​‌‍‍‌‌‍ ​​‍ ‌‌ ‌‍‌‍‍‌‌ ​‍‌‍‍ ‌ ​ ‌‍ ‌‍ ‌‌‍‍​‌‍‌‌‌‍‌​‌‍‌‌‌ ​‍​‍‌‍‌ ‌​‌ ‍‌‌ ​​‌‍‌‌​ ‌‌ ​​‌‍​‌‌‍‌ ‌‍‌‌​‍‌‍‌ ​​‌‍​‌‌ ‌​‌‍‍​​ ‌‌ ​ ‌‍‌‌‌‍​ ‌ ‌​‌‍‍‌‌‍ ‌‍ ‍‌ ​ ​‍‌‌​ ‌‌‌​​‍‌‌ ‌‍‍ ‌‍‌‌‌ ‍‌​‍‌‌​ ​ ‌​‌​​‍‌‌​ ​ ‌​‌​​‍‌‌​ ​‍​ ​‍‌‍‌‌​ ​ ​ ​‍​ ​‌‌‍​ ‌‍​ ​ ​‌​ ‌‍​ ‌​‌‍​ ​ ​‌​ ​‌​‍‌‌​ ​‍​ ​‍​‍‌‌​ ‌‌‌​‌​​‍ ‍‌‍​ ‌‍ ‌‍ ‍‌ ‌​‌‍‌‌‌‍ ‍‌ ‌​​‍‌‌​ ‌‌‌​​‍‌‌ ‌‍‍ ‌‍‌‌‌ ‍‌​‍‌‌​ ​ ‌​‌​​‍‌‌​ ​ ‌​‌​​‍‌‌​ ​‍​ ​‍​ ‌ ​ ‍‌‌‍​‍​ ‌ ​ ‌​‌‍‌​​ ​ ​ ‌‌​ ‌‌‌‍​‍​ ​​​ ‌​​‍‌‌​ ​‍​ ​‍​‍‌‌​ ‌‌‌​‌​​‍ ‍‌‍​‍‌‍ ​‌‍ ‌‍​ ‌‍‍ ‌ ​ ​‍‌‌​ ‌‌‌​​‍‌‌ ‌‍‍ ‌‍‌‌‌ ‍‌​‍‌‌​ ​ ‌​‌​​‍‌‌​ ​ ‌​‌​​‍‌‌​ ​‍​ ​‍​ ‌‌​ ‌ ​ ​‌​ ​‌‌‍​ ‌‍‌‌‌‍​‌​ ‌‍‌‍‌‌‌‍‌​​ ‍​​ ‌ ​‍‌‌​ ​‍​ ​‍​‍‌‌​ ‌‌‌​‌​​‍ ‍‌‍​‍‌‍ ‌‍‌​‌ ‍‌​‍‌‌​ ‌‌‌​​‍‌‌ ‌‍‍ ‌‍‌‌‌ ‍‌​‍‌‌​ ​ ‌​‌​​‍‌‌​ ​ ‌​‌​​‍‌‌​ ​‍​ ​‍‌‍‌​​ ‌ ​ ‌‌​ ‍​​ ​‌​ ​‍‌‍‌‌‌‍‌‍‌‍​ ‌‍‌‍​ ​‌​ ​‍​‍‌‌​ ​‍​ ​‍​‍‌‌​ ‌‌‌​‌​​‍ ‍‌‍​ ‌‍‍​‌‍‍‌‌‍ ​‌‍‌​‌ ​‍‌‍‌‌‌‍ ‍​‍‌‌​ ‌‌‌​​‍‌‌ ‌‍‍ ‌‍‌‌‌ ‍‌​‍‌‌​ ​ ‌​‌​​‍‌‌​ ​ ‌​‌​​‍‌‌​ ​‍​ ​‍​ ‌‍​ ‌​​ ‌ ​ ​‌​ ‌‌​ ​​‌‍‌‌‌‍​ ​ ‌‌‌‍​ ​ ‌‍‌‍‌‌​‍‌‌​ ​‍​ ​‍​‍‌‌​ ‌‌‌​‌​​‍ ‍‌ ‌​‌‍‌‌‌ ‍​‌ ‌​​‍‌‍‌ ​​‌‍‌‌‌ ​‍‌ ​ ‌ ​​‌‍‌‌‌‍​ ‌ ‌​‌‍‍‌‌ ‌‍‌‍‌‌​ ‌‌ ​​‌ ‌‌‌‍​‍‌‍ ​‌‍‍‌‌ ​ ‌‍‍​‌‍‌‌‌‍‌​​‍​‍‌ ‌
Sådan søger I:​​​​‌ ‍ ​‍​‍‌‍ ‌ ​‍‌‍‍‌‌‍‌ ‌‍‍‌‌‍ ‍​‍​‍​ ‍‍​‍​‍‌ ​ ‌‍​‌‌‍ ‍‌‍‍‌‌ ‌​‌ ‍‌​‍ ‍‌‍‍‌‌‍ ​‍​‍​‍ ​​‍​‍‌‍‍​‌ ​‍‌‍‌‌‌‍‌‍​‍​‍​ ‍‍​‍​‍‌‍‍​‌ ‌​‌ ‌​‌ ​​‌ ​ ​ ‍‍​‍ ​‍ ‌ ‌​‌ ‌‌​‍ ‍‌ ​ ‌‍​‌‌‍ ‍‌‍‍‌‌ ‌​‌ ‍‌​‍ ‍‌ ​ ‌ ‌​‌ ‌‌‌‍‌​‌‍‍‌‌‍ ​‍ ‌‍‍‌‌‍ ‍‌ ‌​‌‍‌‌‌‍ ‍‌ ‌​​‍ ‌‍‌‌‌‍‌​‌‍‍‌‌ ‌​​‍ ‌‍ ‌‌‍ ‌‍‌​‌‍‌‌​ ‌‌ ​​‌ ​‍‌‍‌‌‌ ​ ‌‍‌‌‌‍ ‍‌ ‌​‌‍​‌‌ ‌​‌‍‍‌‌‍ ‌‍ ‍​ ‍ ‌‍‍‌‌‍‌​​ ‌‌ ​​‌‍​‌‌‍‌ ‌‍‌‌​‍ ‌‌ ‌​‌‍‍‌‌‍ ​‌ ​ ‌‍‍ ‌ ‌‌‌‍‌​​‍ ‌‌ ‌​‌‍‍‌‌‍ ​​‍ ‌‌ ‌‍‌‍‍‌‌ ​‍‌‍‍ ‌ ​ ‌‍ ‌‍ ‌‌‍‍​‌‍‌‌‌‍‌​‌‍‌‌‌ ​‍​ ‍ ‌ ‌​‌ ‍‌‌ ​​‌‍‌‌​ ‌‌ ​​‌‍​‌‌‍‌ ‌‍‌‌​ ‍ ‌ ​​‌‍​‌‌ ‌​‌‍‍​​ ‌‌ ​ ‌‍‌‌‌‍​ ‌ ‌​‌‍‍‌‌‍ ‌‍ ‍‌ ​ ​‍‌‌​ ‌‌‌​​‍‌‌ ‌‍‍ ‌‍‌‌‌ ‍‌​‍‌‌​ ​ ‌​‌​​‍‌‌​ ​ ‌​‌​​‍‌‌​ ​‍​ ​‍‌‍‌‌​ ​ ​ ​‍​ ​‌‌‍​ ‌‍​ ​ ​‌​ ‌‍​ ‌​‌‍​ ​ ​‌​ ​‌​‍‌‌​ ​‍​ ​‍​‍‌‌​ ‌‌‌​‌​​‍ ‍‌‍​ ‌‍ ‌‍ ‍‌ ‌​‌‍‌‌‌‍ ‍‌ ‌​​‍‌‌​ ‌‌‌​​‍‌‌ ‌‍‍ ‌‍‌‌‌ ‍‌​‍‌‌​ ​ ‌​‌​​‍‌‌​ ​ ‌​‌​​‍‌‌​ ​‍​ ​‍​ ‌ ​ ‍‌‌‍​‍​ ‌ ​ ‌​‌‍‌​​ ​ ​ ‌‌​ ‌‌‌‍​‍​ ​​​ ‌​​‍‌‌​ ​‍​ ​‍​‍‌‌​ ‌‌‌​‌​​‍ ‍‌‍​‍‌‍ ​‌‍ ‌‍​ ‌‍‍ ‌ ​ ​‍‌‌​ ‌‌‌​​‍‌‌ ‌‍‍ ‌‍‌‌‌ ‍‌​‍‌‌​ ​ ‌​‌​​‍‌‌​ ​ ‌​‌​​‍‌‌​ ​‍​ ​‍‌‍​‍​ ​ ​ ​ ‌‍‌‌‌‍​ ​ ​​​ ‌‍​ ‌‌‌‍​‌‌‍​ ​ ​‌​ ​ ​‍‌‌​ ​‍​ ​‍​‍‌‌​ ‌‌‌​‌​​‍ ‍‌‍‍​‌‍‌‌‌‍​‌‌‍‌​‌‍‍‌‌‍ ‍‌‍‌ ​ ‌‍​‍‌‍​‌‌ ​ ‌‍‌‌‌‌‌‌‌ ​‍‌‍ ​​ ‌‌‍‍​‌ ‌​‌ ‌​‌ ​​‌ ​ ​‍‌‌​ ​ ‌​​‌​‍‌‌​ ​‍‌​‌‍​‍‌‌​ ​‍‌​‌‍‌ ‌​‌ ‌‌​‍ ‍‌ ​ ‌‍​‌‌‍ ‍‌‍‍‌‌ ‌​‌ ‍‌​‍ ‍‌ ​ ‌ ‌​‌ ‌‌‌‍‌​‌‍‍‌‌‍ ​‍‌‍‌‍‍‌‌‍‌​​ ‌‌ ​​‌‍​‌‌‍‌ ‌‍‌‌​‍ ‌‌ ‌​‌‍‍‌‌‍ ​‌ ​ ‌‍‍ ‌ ‌‌‌‍‌​​‍ ‌‌ ‌​‌‍‍‌‌‍ ​​‍ ‌‌ ‌‍‌‍‍‌‌ ​‍‌‍‍ ‌ ​ ‌‍ ‌‍ ‌‌‍‍​‌‍‌‌‌‍‌​‌‍‌‌‌ ​‍​‍‌‍‌ ‌​‌ ‍‌‌ ​​‌‍‌‌​ ‌‌ ​​‌‍​‌‌‍‌ ‌‍‌‌​‍‌‍‌ ​​‌‍​‌‌ ‌​‌‍‍​​ ‌‌ ​ ‌‍‌‌‌‍​ ‌ ‌​‌‍‍‌‌‍ ‌‍ ‍‌ ​ ​‍‌‌​ ‌‌‌​​‍‌‌ ‌‍‍ ‌‍‌‌‌ ‍‌​‍‌‌​ ​ ‌​‌​​‍‌‌​ ​ ‌​‌​​‍‌‌​ ​‍​ ​‍‌‍‌‌​ ​ ​ ​‍​ ​‌‌‍​ ‌‍​ ​ ​‌​ ‌‍​ ‌​‌‍​ ​ ​‌​ ​‌​‍‌‌​ ​‍​ ​‍​‍‌‌​ ‌‌‌​‌​​‍ ‍‌‍​ ‌‍ ‌‍ ‍‌ ‌​‌‍‌‌‌‍ ‍‌ ‌​​‍‌‌​ ‌‌‌​​‍‌‌ ‌‍‍ ‌‍‌‌‌ ‍‌​‍‌‌​ ​ ‌​‌​​‍‌‌​ ​ ‌​‌​​‍‌‌​ ​‍​ ​‍​ ‌ ​ ‍‌‌‍​‍​ ‌ ​ ‌​‌‍‌​​ ​ ​ ‌‌​ ‌‌‌‍​‍​ ​​​ ‌​​‍‌‌​ ​‍​ ​‍​‍‌‌​ ‌‌‌​‌​​‍ ‍‌‍​‍‌‍ ​‌‍ ‌‍​ ‌‍‍ ‌ ​ ​‍‌‌​ ‌‌‌​​‍‌‌ ‌‍‍ ‌‍‌‌‌ ‍‌​‍‌‌​ ​ ‌​‌​​‍‌‌​ ​ ‌​‌​​‍‌‌​ ​‍​ ​‍‌‍​‍​ ​ ​ ​ ‌‍‌‌‌‍​ ​ ​​​ ‌‍​ ‌‌‌‍​‌‌‍​ ​ ​‌​ ​ ​‍‌‌​ ​‍​ ​‍​‍‌‌​ ‌‌‌​‌​​‍ ‍‌‍‍​‌‍‌‌‌‍​‌‌‍‌​‌‍‍‌‌‍ ‍‌‍‌ ​‍‌‍‌ ​​‌‍‌‌‌ ​‍‌ ​ ‌ ​​‌‍‌‌‌‍​ ‌ ‌​‌‍‍‌‌ ‌‍‌‍‌‌​ ‌‌ ​​‌ ‌‌‌‍​‍‌‍ ​‌‍‍‌‌ ​ ‌‍‍​‌‍‌‌‌‍‌​​‍​‍‌ ‌
Send en samlet faktura​​​​‌ ‍ ​‍​‍‌‍ ‌ ​‍‌‍‍‌‌‍‌ ‌‍‍‌‌‍ ‍​‍​‍​ ‍‍​‍​‍‌ ​ ‌‍​‌‌‍ ‍‌‍‍‌‌ ‌​‌ ‍‌​‍ ‍‌‍‍‌‌‍ ​‍​‍​‍ ​​‍​‍‌‍‍​‌ ​‍‌‍‌‌‌‍‌‍​‍​‍​ ‍‍​‍​‍‌‍‍​‌ ‌​‌ ‌​‌ ​​‌ ​ ​ ‍‍​‍ ​‍ ‌ ‌​‌ ‌‌​‍ ‍‌ ​ ‌‍​‌‌‍ ‍‌‍‍‌‌ ‌​‌ ‍‌​‍ ‍‌ ​ ‌ ‌​‌ ‌‌‌‍‌​‌‍‍‌‌‍ ​‍ ‌‍‍‌‌‍ ‍‌ ‌​‌‍‌‌‌‍ ‍‌ ‌​​‍ ‌‍‌‌‌‍‌​‌‍‍‌‌ ‌​​‍ ‌‍ ‌‌‍ ‌‍‌​‌‍‌‌​ ‌‌ ​​‌ ​‍‌‍‌‌‌ ​ ‌‍‌‌‌‍ ‍‌ ‌​‌‍​‌‌ ‌​‌‍‍‌‌‍ ‌‍ ‍​ ‍ ‌‍‍‌‌‍‌​​ ‌‌ ​​‌‍​‌‌‍‌ ‌‍‌‌​‍ ‌‌ ‌​‌‍‍‌‌‍ ​‌ ​ ‌‍‍ ‌ ‌‌‌‍‌​​‍ ‌‌ ‌​‌‍‍‌‌‍ ​​‍ ‌‌ ‌‍‌‍‍‌‌ ​‍‌‍‍ ‌ ​ ‌‍ ‌‍ ‌‌‍‍​‌‍‌‌‌‍‌​‌‍‌‌‌ ​‍​ ‍ ‌ ‌​‌ ‍‌‌ ​​‌‍‌‌​ ‌‌ ​​‌‍​‌‌‍‌ ‌‍‌‌​ ‍ ‌ ​​‌‍​‌‌ ‌​‌‍‍​​ ‌‌ ​ ‌‍‌‌‌‍​ ‌ ‌​‌‍‍‌‌‍ ‌‍ ‍‌ ​ ​‍‌‌​ ‌‌‌​​‍‌‌ ‌‍‍ ‌‍‌‌‌ ‍‌​‍‌‌​ ​ ‌​‌​​‍‌‌​ ​ ‌​‌​​‍‌‌​ ​‍​ ​‍‌‍‌‌​ ​ ​ ​‍​ ​‌‌‍​ ‌‍​ ​ ​‌​ ‌‍​ ‌​‌‍​ ​ ​‌​ ​‌​‍‌‌​ ​‍​ ​‍​‍‌‌​ ‌‌‌​‌​​‍ ‍‌‍​ ‌‍ ‌‍ ‍‌ ‌​‌‍‌‌‌‍ ‍‌ ‌​​‍‌‌​ ‌‌‌​​‍‌‌ ‌‍‍ ‌‍‌‌‌ ‍‌​‍‌‌​ ​ ‌​‌​​‍‌‌​ ​ ‌​‌​​‍‌‌​ ​‍​ ​‍​ ‌ ​ ‍‌‌‍​‍​ ‌ ​ ‌​‌‍‌​​ ​ ​ ‌‌​ ‌‌‌‍​‍​ ​​​ ‌​​‍‌‌​ ​‍​ ​‍​‍‌‌​ ‌‌‌​‌​​‍ ‍‌‍​‍‌‍ ​‌‍ ‌‍​ ‌‍‍ ‌ ​ ​‍‌‌​ ‌‌‌​​‍‌‌ ‌‍‍ ‌‍‌‌‌ ‍‌​‍‌‌​ ​ ‌​‌​​‍‌‌​ ​ ‌​‌​​‍‌‌​ ​‍​ ​‍‌‍​‍​ ​ ​ ​ ‌‍‌‌‌‍​ ​ ​​​ ‌‍​ ‌‌‌‍​‌‌‍​ ​ ​‌​ ​ ​‍‌‌​ ​‍​ ​‍​‍‌‌​ ‌‌‌​‌​​‍ ‍‌‍‍‌‌ ‌​‌‍‌‌‌‍ ‌‌ ​ ​‍‌‌​ ‌‌‌​​‍‌‌ ‌‍‍ ‌‍‌‌‌ ‍‌​‍‌‌​ ​ ‌​‌​​‍‌‌​ ​ ‌​‌​​‍‌‌​ ​‍​ ​‍​ ‍​​ ‍​‌‍‌​‌‍‌​‌‍‌​​ ​​‌‍​‍​ ​‌​ ​ ‌‍‌‍‌‍‌‍‌‍‌‌​‍‌‌​ ​‍​ ​‍​‍‌‌​ ‌‌‌​‌​​‍ ‍‌ ‌​‌‍‍‌‌ ‌​‌‍ ​‌‍‌‌​ ‌‍​‍‌‍​‌‌ ​ ‌‍‌‌‌‌‌‌‌ ​‍‌‍ ​​ ‌‌‍‍​‌ ‌​‌ ‌​‌ ​​‌ ​ ​‍‌‌​ ​ ‌​​‌​‍‌‌​ ​‍‌​‌‍​‍‌‌​ ​‍‌​‌‍‌ ‌​‌ ‌‌​‍ ‍‌ ​ ‌‍​‌‌‍ ‍‌‍‍‌‌ ‌​‌ ‍‌​‍ ‍‌ ​ ‌ ‌​‌ ‌‌‌‍‌​‌‍‍‌‌‍ ​‍‌‍‌‍‍‌‌‍‌​​ ‌‌ ​​‌‍​‌‌‍‌ ‌‍‌‌​‍ ‌‌ ‌​‌‍‍‌‌‍ ​‌ ​ ‌‍‍ ‌ ‌‌‌‍‌​​‍ ‌‌ ‌​‌‍‍‌‌‍ ​​‍ ‌‌ ‌‍‌‍‍‌‌ ​‍‌‍‍ ‌ ​ ‌‍ ‌‍ ‌‌‍‍​‌‍‌‌‌‍‌​‌‍‌‌‌ ​‍​‍‌‍‌ ‌​‌ ‍‌‌ ​​‌‍‌‌​ ‌‌ ​​‌‍​‌‌‍‌ ‌‍‌‌​‍‌‍‌ ​​‌‍​‌‌ ‌​‌‍‍​​ ‌‌ ​ ‌‍‌‌‌‍​ ‌ ‌​‌‍‍‌‌‍ ‌‍ ‍‌ ​ ​‍‌‌​ ‌‌‌​​‍‌‌ ‌‍‍ ‌‍‌‌‌ ‍‌​‍‌‌​ ​ ‌​‌​​‍‌‌​ ​ ‌​‌​​‍‌‌​ ​‍​ ​‍‌‍‌‌​ ​ ​ ​‍​ ​‌‌‍​ ‌‍​ ​ ​‌​ ‌‍​ ‌​‌‍​ ​ ​‌​ ​‌​‍‌‌​ ​‍​ ​‍​‍‌‌​ ‌‌‌​‌​​‍ ‍‌‍​ ‌‍ ‌‍ ‍‌ ‌​‌‍‌‌‌‍ ‍‌ ‌​​‍‌‌​ ‌‌‌​​‍‌‌ ‌‍‍ ‌‍‌‌‌ ‍‌​‍‌‌​ ​ ‌​‌​​‍‌‌​ ​ ‌​‌​​‍‌‌​ ​‍​ ​‍​ ‌ ​ ‍‌‌‍​‍​ ‌ ​ ‌​‌‍‌​​ ​ ​ ‌‌​ ‌‌‌‍​‍​ ​​​ ‌​​‍‌‌​ ​‍​ ​‍​‍‌‌​ ‌‌‌​‌​​‍ ‍‌‍​‍‌‍ ​‌‍ ‌‍​ ‌‍‍ ‌ ​ ​‍‌‌​ ‌‌‌​​‍‌‌ ‌‍‍ ‌‍‌‌‌ ‍‌​‍‌‌​ ​ ‌​‌​​‍‌‌​ ​ ‌​‌​​‍‌‌​ ​‍​ ​‍‌‍​‍​ ​ ​ ​ ‌‍‌‌‌‍​ ​ ​​​ ‌‍​ ‌‌‌‍​‌‌‍​ ​ ​‌​ ​ ​‍‌‌​ ​‍​ ​‍​‍‌‌​ ‌‌‌​‌​​‍ ‍‌‍‍‌‌ ‌​‌‍‌‌‌‍ ‌‌ ​ ​‍‌‌​ ‌‌‌​​‍‌‌ ‌‍‍ ‌‍‌‌‌ ‍‌​‍‌‌​ ​ ‌​‌​​‍‌‌​ ​ ‌​‌​​‍‌‌​ ​‍​ ​‍​ ‍​​ ‍​‌‍‌​‌‍‌​‌‍‌​​ ​​‌‍​‍​ ​‌​ ​ ‌‍‌‍‌‍‌‍‌‍‌‌​‍‌‌​ ​‍​ ​‍​‍‌‌​ ‌‌‌​‌​​‍ ‍‌ ‌​‌‍‍‌‌ ‌​‌‍ ​‌‍‌‌​‍‌‍‌ ​​‌‍‌‌‌ ​‍‌ ​ ‌ ​​‌‍‌‌‌‍​ ‌ ‌​‌‍‍‌‌ ‌‍‌‍‌‌​ ‌‌ ​​‌ ‌‌‌‍​‍‌‍ ​‌‍‍‌‌ ​ ‌‍‍​‌‍‌‌‌‍‌​​‍​‍‌ ‌